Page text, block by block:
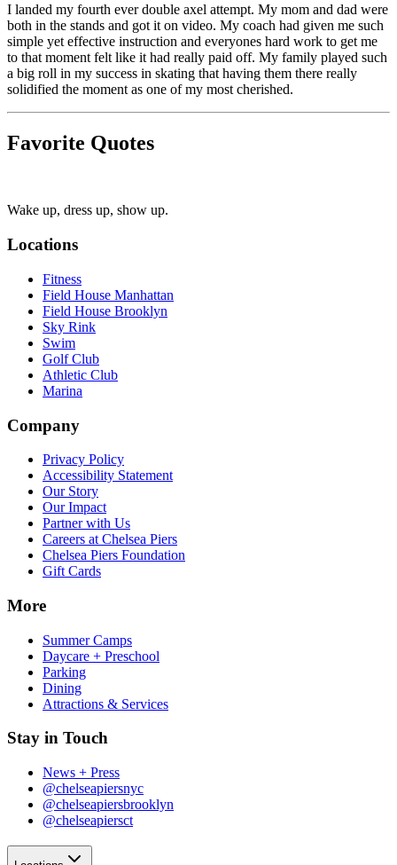
I landed my fourth ever double axel attempt. My mom and dad were
both in the stands and got it on video. My coach had given me such
simple yet effective instruction and everyones hard work to get me
to that moment felt like it had really paid off. My family played such
a big roll in my success in skating that having them there really
solidified the moment as one of my most cherished.​​​​‌ ‍ ​‍​‍‌‍ ‌ ​‍‌‍‍‌‌‍‌ ‌‍‍‌‌‍ ‍​‍​‍​ ‍‍​‍​‍‌ ​ ‌‍​‌‌‍ ‍‌‍‍‌‌ ‌​‌ ‍‌​‍ ‍‌‍‍‌‌‍ ​‍​‍​‍ ​​‍​‍‌‍‍​‌ ​‍‌‍‌‌‌‍‌‍​‍​‍​ ‍‍​‍​‍‌‍‍​‌ ‌​‌ ‌​‌ ​​‌ ​ ​ ‍‍​‍ ​‍ ‌‍​ ‌‍‍​‌‍‌‌‌‍ ​‌ ​ ‌‍‌‌‌‍​‌‌ ​​‌‍‍‌‌‍‌‌‌ ​‍‌ ​ ​‍ ‍‌ ​ ‌‍​‌‌‍ ‍‌‍‍‌‌ ‌​‌ ‍‌​‍ ‍‌ ​ ‌ ‌​‌ ‌‌‌‍‌​‌‍‍‌‌‍ ​‍ ‌‍‍‌‌‍ ‍‌ ‌​‌‍‌‌‌‍ ‍‌ ‌​​‍ ‌‍‌‌‌‍‌​‌‍‍‌‌ ‌​​‍ ‌‍ ‌‌‍ ‌‍‌​‌‍‌‌​ ‌‌ ​​‌ ​‍‌‍‌‌‌ ​ ‌‍‌‌‌‍ ‍‌ ‌​‌‍​‌‌ ‌​‌‍‍‌‌‍ ‌‍ ‍​ ‍ ‌‍‍‌‌‍‌​​ ‌​ ​‌​ ‍‌​ ‌‌​ ‌‌​ ‌‍​ ‌‍‌‍​‍​ ‌​​‍ ‌​ ‌​‌‍​‍​ ​​‌‍‌‌​‍ ‌​ ‌​​ ​ ​ ​‌‌‍‌‌​‍ ‌‌‍​‍‌‍​‍‌‍‌‌‌‍‌‍​‍ ‌‌‍​‌​ ​‍​ ‍‌​ ‍‌‌‍​‌​ ‍‌​ ​‍​ ​ ​ ​​‌‍​‌​ ​ ​ ‌ ​ ‍ ‌ ‌​‌ ‍‌‌ ​​‌‍‌‌​ ‌‌‍​ ‌‍ ‌‍​‌‌‍​ ‌‍‍​​ ‍ ‌ ​​‌‍​‌‌ ‌​‌‍‍​​ ‌‌ ​‍‌‍‍‌‌‍​ ‌‍‍​‌‌‌​‌‍‌‌‌ ‍​‌ ‌​​‍‌‌​ ‌‌‌​​‍‌‌ ‌‍‍ ‌‍‌‌‌ ‍‌​‍‌‌​ ​ ‌​‌​​‍‌‌​ ​ ‌​‌​​‍‌‌​ ​‍​ ​‍​ ‍​‌​​‌‌‌‌​‌‍​‌‌‍​‌‌​​ ‌ ‌‍‌​‌ ​‍‌‌​ ​‍​ ​‍​‍‌‌​ ‌‌‌​‌​​‍ ‍‌‍​ ‌‍‍​‌‍‍‌‌‍ ​‌‍‌​‌ ​‍‌‍‌‌‌‍ ‍​‍‌‌​ ‌‌‌​​‍‌‌ ‌‍‍ ‌‍‌‌‌ ‍‌​‍‌‌​ ​ ‌​‌​​‍‌‌​ ​ ‌​‌​​‍‌‌​ ​‍​ ​‍‌‍‍‍​ ‌ ‌‌‌‍‌ ‌ ‌‍​ ‌​ ‌​‌‌‌ ‍​​‍‌‌​ ​‍​ ​‍​‍‌‌​ ‌‌‌​‌​​‍ ‍‌ ‌​‌‍‌‌‌ ‍​‌ ‌​​ ‌‍​‍‌‍​‌‌ ​ ‌‍‌‌‌‌‌‌‌ ​‍‌‍ ​​ ‌‌‍‍​‌ ‌​‌ ‌​‌ ​​‌ ​ ​‍‌‌​ ​ ‌​​‌​‍‌‌​ ​‍‌​‌‍​‍‌‌​ ​‍‌​‌‍‌‍​ ‌‍‍​‌‍‌‌‌‍ ​‌ ​ ‌‍‌‌‌‍​‌‌ ​​‌‍‍‌‌‍‌‌‌ ​‍‌ ​ ​‍ ‍‌ ​ ‌‍​‌‌‍ ‍‌‍‍‌‌ ‌​‌ ‍‌​‍ ‍‌ ​ ‌ ‌​‌ ‌‌‌‍‌​‌‍‍‌‌‍ ​‍‌‍‌‍‍‌‌‍‌​​ ‌​ ​‌​ ‍‌​ ‌‌​ ‌‌​ ‌‍​ ‌‍‌‍​‍​ ‌​​‍ ‌​ ‌​‌‍​‍​ ​​‌‍‌‌​‍ ‌​ ‌​​ ​ ​ ​‌‌‍‌‌​‍ ‌‌‍​‍‌‍​‍‌‍‌‌‌‍‌‍​‍ ‌‌‍​‌​ ​‍​ ‍‌​ ‍‌‌‍​‌​ ‍‌​ ​‍​ ​ ​ ​​‌‍​‌​ ​ ​ ‌ ​‍‌‍‌ ‌​‌ ‍‌‌ ​​‌‍‌‌​ ‌‌‍​ ‌‍ ‌‍​‌‌‍​ ‌‍‍​​‍‌‍‌ ​​‌‍​‌‌ ‌​‌‍‍​​ ‌‌ ​‍‌‍‍‌‌‍​ ‌‍‍​‌‌‌​‌‍‌‌‌ ‍​‌ ‌​​‍‌‌​ ‌‌‌​​‍‌‌ ‌‍‍ ‌‍‌‌‌ ‍‌​‍‌‌​ ​ ‌​‌​​‍‌‌​ ​ ‌​‌​​‍‌‌​ ​‍​ ​‍​ ‍​‌​​‌‌‌‌​‌‍​‌‌‍​‌‌​​ ‌ ‌‍‌​‌ ​‍‌‌​ ​‍​ ​‍​‍‌‌​ ‌‌‌​‌​​‍ ‍‌‍​ ‌‍‍​‌‍‍‌‌‍ ​‌‍‌​‌ ​‍‌‍‌‌‌‍ ‍​‍‌‌​ ‌‌‌​​‍‌‌ ‌‍‍ ‌‍‌‌‌ ‍‌​‍‌‌​ ​ ‌​‌​​‍‌‌​ ​ ‌​‌​​‍‌‌​ ​‍​ ​‍‌‍‍‍​ ‌ ‌‌‌‍‌ ‌ ‌‍​ ‌​ ‌​‌‌‌ ‍​​‍‌‌​ ​‍​ ​‍​‍‌‌​ ‌‌‌​‌​​‍ ‍‌ ‌​‌‍‌‌‌ ‍​‌ ‌​​‍‌‍‌ ​​‌‍‌‌‌ ​‍‌ ​ ‌ ​​‌‍‌‌‌‍​ ‌ ‌​‌‍‍‌‌ ‌‍‌‍‌‌​ ‌‌ ​​‌ ‌‌‌‍​‍‌‍ ​‌‍‍‌‌ ​ ‌‍‍​‌‍‌‌‌‍‌​​‍​‍‌ ‌
Favorite Quotes
Wake up, dress up, show up.​​​​‌ ‍ ​‍​‍‌‍ ‌ ​‍‌‍‍‌‌‍‌ ‌‍‍‌‌‍ ‍​‍​‍​ ‍‍​‍​‍‌ ​ ‌‍​‌‌‍ ‍‌‍‍‌‌ ‌​‌ ‍‌​‍ ‍‌‍‍‌‌‍ ​‍​‍​‍ ​​‍​‍‌‍‍​‌ ​‍‌‍‌‌‌‍‌‍​‍​‍​ ‍‍​‍​‍‌‍‍​‌ ‌​‌ ‌​‌ ​​‌ ​ ​ ‍‍​‍ ​‍ ‌‍​ ‌‍‍​‌‍‌‌‌‍ ​‌ ​ ‌‍‌‌‌‍​‌‌ ​​‌‍‍‌‌‍‌‌‌ ​‍‌ ​ ​‍ ‍‌ ​ ‌‍​‌‌‍ ‍‌‍‍‌‌ ‌​‌ ‍‌​‍ ‍‌ ​ ‌ ‌​‌ ‌‌‌‍‌​‌‍‍‌‌‍ ​‍ ‌‍‍‌‌‍ ‍‌ ‌​‌‍‌‌‌‍ ‍‌ ‌​​‍ ‌‍‌‌‌‍‌​‌‍‍‌‌ ‌​​‍ ‌‍ ‌‌‍ ‌‍‌​‌‍‌‌​ ‌‌ ​​‌ ​‍‌‍‌‌‌ ​ ‌‍‌‌‌‍ ‍‌ ‌​‌‍​‌‌ ‌​‌‍‍‌‌‍ ‌‍ ‍​ ‍ ‌‍‍‌‌‍‌​​ ‌​ ​‌​ ‍‌​ ‌‌​ ‌‌​ ‌‍​ ‌‍‌‍​‍​ ‌​​‍ ‌​ ‌​‌‍​‍​ ​​‌‍‌‌​‍ ‌​ ‌​​ ​ ​ ​‌‌‍‌‌​‍ ‌‌‍​‍‌‍​‍‌‍‌‌‌‍‌‍​‍ ‌‌‍​‌​ ​‍​ ‍‌​ ‍‌‌‍​‌​ ‍‌​ ​‍​ ​ ​ ​​‌‍​‌​ ​ ​ ‌ ​ ‍ ‌ ‌​‌ ‍‌‌ ​​‌‍‌‌​ ‌‌‍​ ‌‍ ‌‍​‌‌‍​ ‌‍‍​​ ‍ ‌ ​​‌‍​‌‌ ‌​‌‍‍​​ ‌‌ ​‌‌ ‌‌‌‍ ‌ ‌​‌‍‌‌‌ ​ ​‍‌‌​ ‌‌‌​​‍‌‌ ‌‍‍ ‌‍‌‌‌ ‍‌​‍‌‌​ ​ ‌​‌​​‍‌‌​ ​ ‌​‌​​‍‌‌​ ​‍​ ​‍‌‌​‌‌​ ​‌‍‍‍‌​‍‌‌​‌​​ ‌‍‌​​ ‌‌‍‍​‍‌‌​ ​‍​ ​‍​‍‌‌​ ‌‌‌​‌​​‍ ‍‌ ​‌‌ ‌‌‌‍ ‌ ‌​‌‍‌‌​‍‌‌​ ‌‌‌​​‍‌‌ ‌‍‍ ‌‍‌‌‌ ‍‌​‍‌‌​ ​ ‌​‌​​‍‌‌​ ​ ‌​‌​​‍‌‌​ ​‍​ ​‍​ ‌‌​ ​‍‌‍ ‌​​‌​ ‌​‌‍‌‍‌ ‍‍‌​‍ ​‍‌‌​ ​‍​ ​‍​‍‌‌​ ‌‌‌​‌​​‍ ‍‌‍​ ‌‍‍​‌‍‍‌‌‍ ​‌‍‌​‌ ​‍‌‍‌‌‌‍ ‍​‍‌‌​ ‌‌‌​​‍‌‌ ‌‍‍ ‌‍‌‌‌ ‍‌​‍‌‌​ ​ ‌​‌​​‍‌‌​ ​ ‌​‌​​‍‌‌​ ​‍​ ​‍‌​ ‌‌‍ ‌​ ‌​‌‍‍​​ ‍​‌ ‌ ‌‍ ‌‌‍ ‍​‍‌‌​ ​‍​ ​‍​‍‌‌​ ‌‌‌​‌​​‍ ‍‌ ‌​‌‍‌‌‌ ‍​‌ ‌​​ ‌‍​‍‌‍​‌‌ ​ ‌‍‌‌‌‌‌‌‌ ​‍‌‍ ​​ ‌‌‍‍​‌ ‌​‌ ‌​‌ ​​‌ ​ ​‍‌‌​ ​ ‌​​‌​‍‌‌​ ​‍‌​‌‍​‍‌‌​ ​‍‌​‌‍‌‍​ ‌‍‍​‌‍‌‌‌‍ ​‌ ​ ‌‍‌‌‌‍​‌‌ ​​‌‍‍‌‌‍‌‌‌ ​‍‌ ​ ​‍ ‍‌ ​ ‌‍​‌‌‍ ‍‌‍‍‌‌ ‌​‌ ‍‌​‍ ‍‌ ​ ‌ ‌​‌ ‌‌‌‍‌​‌‍‍‌‌‍ ​‍‌‍‌‍‍‌‌‍‌​​ ‌​ ​‌​ ‍‌​ ‌‌​ ‌‌​ ‌‍​ ‌‍‌‍​‍​ ‌​​‍ ‌​ ‌​‌‍​‍​ ​​‌‍‌‌​‍ ‌​ ‌​​ ​ ​ ​‌‌‍‌‌​‍ ‌‌‍​‍‌‍​‍‌‍‌‌‌‍‌‍​‍ ‌‌‍​‌​ ​‍​ ‍‌​ ‍‌‌‍​‌​ ‍‌​ ​‍​ ​ ​ ​​‌‍​‌​ ​ ​ ‌ ​‍‌‍‌ ‌​‌ ‍‌‌ ​​‌‍‌‌​ ‌‌‍​ ‌‍ ‌‍​‌‌‍​ ‌‍‍​​‍‌‍‌ ​​‌‍​‌‌ ‌​‌‍‍​​ ‌‌ ​‌‌ ‌‌‌‍ ‌ ‌​‌‍‌‌‌ ​ ​‍‌‌​ ‌‌‌​​‍‌‌ ‌‍‍ ‌‍‌‌‌ ‍‌​‍‌‌​ ​ ‌​‌​​‍‌‌​ ​ ‌​‌​​‍‌‌​ ​‍​ ​‍‌‌​‌‌​ ​‌‍‍‍‌​‍‌‌​‌​​ ‌‍‌​​ ‌‌‍‍​‍‌‌​ ​‍​ ​‍​‍‌‌​ ‌‌‌​‌​​‍ ‍‌ ​‌‌ ‌‌‌‍ ‌ ‌​‌‍‌‌​‍‌‌​ ‌‌‌​​‍‌‌ ‌‍‍ ‌‍‌‌‌ ‍‌​‍‌‌​ ​ ‌​‌​​‍‌‌​ ​ ‌​‌​​‍‌‌​ ​‍​ ​‍​ ‌‌​ ​‍‌‍ ‌​​‌​ ‌​‌‍‌‍‌ ‍‍‌​‍ ​‍‌‌​ ​‍​ ​‍​‍‌‌​ ‌‌‌​‌​​‍ ‍‌‍​ ‌‍‍​‌‍‍‌‌‍ ​‌‍‌​‌ ​‍‌‍‌‌‌‍ ‍​‍‌‌​ ‌‌‌​​‍‌‌ ‌‍‍ ‌‍‌‌‌ ‍‌​‍‌‌​ ​ ‌​‌​​‍‌‌​ ​ ‌​‌​​‍‌‌​ ​‍​ ​‍‌​ ‌‌‍ ‌​ ‌​‌‍‍​​ ‍​‌ ‌ ‌‍ ‌‌‍ ‍​‍‌‌​ ​‍​ ​‍​‍‌‌​ ‌‌‌​‌​​‍ ‍‌ ‌​‌‍‌‌‌ ‍​‌ ‌​​‍‌‍‌ ​​‌‍‌‌‌ ​‍‌ ​ ‌ ​​‌‍‌‌‌‍​ ‌ ‌​‌‍‍‌‌ ‌‍‌‍‌‌​ ‌‌ ​​‌ ‌‌‌‍​‍‌‍ ​‌‍‍‌‌ ​ ‌‍‍​‌‍‌‌‌‍‌​​‍​‍‌ ‌
Locations​​​​‌ ‍ ​‍​‍‌‍ ‌ ​‍‌‍‍‌‌‍‌ ‌‍‍‌‌‍ ‍​‍​‍​ ‍‍​‍​‍‌ ​ ‌‍​‌‌‍ ‍‌‍‍‌‌ ‌​‌ ‍‌​‍ ‍‌‍‍‌‌‍ ​‍​‍​‍ ​​‍​‍‌‍‍​‌ ​‍‌‍‌‌‌‍‌‍​‍​‍​ ‍‍​‍​‍‌‍‍​‌ ‌​‌ ‌​‌ ​​‌ ​ ​ ‍‍​‍ ​‍ ‌‍​ ‌‍‍​‌‍‌‌‌‍ ​‌ ​ ‌‍‌‌‌‍​‌‌ ​​‌‍‍‌‌‍‌‌‌ ​‍‌ ​ ​‍ ‍‌ ​ ‌‍​‌‌‍ ‍‌‍‍‌‌ ‌​‌ ‍‌​‍ ‍‌ ​ ‌ ‌​‌ ‌‌‌‍‌​‌‍‍‌‌‍ ​‍ ‌‍‍‌‌‍ ‍‌ ‌​‌‍‌‌‌‍ ‍‌ ‌​​‍ ‌‍‌‌‌‍‌​‌‍‍‌‌ ‌​​‍ ‌‍ ‌‌‍ ‌‍‌​‌‍‌‌​ ‌‌ ​​‌ ​‍‌‍‌‌‌ ​ ‌‍‌‌‌‍ ‍‌ ‌​‌‍​‌‌ ‌​‌‍‍‌‌‍ ‌‍ ‍​ ‍ ‌‍‍‌‌‍‌​​ ‌‌‍‌‍‌‍ ‌‍ ‌ ‌​‌‍‌‌‌ ​‍​ ‍ ‌ ‌​‌ ‍‌‌ ​​‌‍‌‌​ ‌‌‍‌‍‌‍ ‌‍ ‌ ‌​‌‍‌‌‌ ​‍​ ‍ ‌ ​​‌‍​‌‌ ‌​‌‍‍​​ ‌‌‍​ ‌‍ ‌‍ ​‌ ‌‌‌‍ ‌‌‍ ‍‌ ​ ​‍‌‌​ ‌‌‌​​‍‌‌ ‌‍‍ ‌‍‌‌‌ ‍‌​‍‌‌​ ​ ‌​‌​​‍‌‌​ ​ ‌​‌​​‍‌‌​ ​‍​ ​‍‌‍‌‌‌‍​‍​ ​‍​ ‍​‌‍​ ​ ‌‌‌‍​ ‌‍​ ‌‍‌‌‌‍​‍‌‍​‌​ ​‌​‍‌‌​ ​‍​ ​‍​‍‌‌​ ‌‌‌​‌​​‍ ‍‌ ‌​‌‍‍‌‌ ‌​‌‍ ​‌‍‌‌​ ‌‍​‍‌‍​‌‌ ​ ‌‍‌‌‌‌‌‌‌ ​‍‌‍ ​​ ‌‌‍‍​‌ ‌​‌ ‌​‌ ​​‌ ​ ​‍‌‌​ ​ ‌​​‌​‍‌‌​ ​‍‌​‌‍​‍‌‌​ ​‍‌​‌‍‌‍​ ‌‍‍​‌‍‌‌‌‍ ​‌ ​ ‌‍‌‌‌‍​‌‌ ​​‌‍‍‌‌‍‌‌‌ ​‍‌ ​ ​‍ ‍‌ ​ ‌‍​‌‌‍ ‍‌‍‍‌‌ ‌​‌ ‍‌​‍ ‍‌ ​ ‌ ‌​‌ ‌‌‌‍‌​‌‍‍‌‌‍ ​‍‌‍‌‍‍‌‌‍‌​​ ‌‌‍‌‍‌‍ ‌‍ ‌ ‌​‌‍‌‌‌ ​‍​‍‌‍‌ ‌​‌ ‍‌‌ ​​‌‍‌‌​ ‌‌‍‌‍‌‍ ‌‍ ‌ ‌​‌‍‌‌‌ ​‍​‍‌‍‌ ​​‌‍​‌‌ ‌​‌‍‍​​ ‌‌‍​ ‌‍ ‌‍ ​‌ ‌‌‌‍ ‌‌‍ ‍‌ ​ ​‍‌‌​ ‌‌‌​​‍‌‌ ‌‍‍ ‌‍‌‌‌ ‍‌​‍‌‌​ ​ ‌​‌​​‍‌‌​ ​ ‌​‌​​‍‌‌​ ​‍​ ​‍‌‍‌‌‌‍​‍​ ​‍​ ‍​‌‍​ ​ ‌‌‌‍​ ‌‍​ ‌‍‌‌‌‍​‍‌‍​‌​ ​‌​‍‌‌​ ​‍​ ​‍​‍‌‌​ ‌‌‌​‌​​‍ ‍‌ ‌​‌‍‍‌‌ ‌​‌‍ ​‌‍‌‌​‍‌‍‌ ​​‌‍‌‌‌ ​‍‌ ​ ‌ ​​‌‍‌‌‌‍​ ‌ ‌​‌‍‍‌‌ ‌‍‌‍‌‌​ ‌‌ ​​‌ ‌‌‌‍​‍‌‍ ​‌‍‍‌‌ ​ ‌‍‍​‌‍‌‌‌‍‌​​‍​‍‌ ‌
Fitness​​​​‌ ‍ ​‍​‍‌‍ ‌ ​‍‌‍‍‌‌‍‌ ‌‍‍‌‌‍ ‍​‍​‍​ ‍‍​‍​‍‌ ​ ‌‍​‌‌‍ ‍‌‍‍‌‌ ‌​‌ ‍‌​‍ ‍‌‍‍‌‌‍ ​‍​‍​‍ ​​‍​‍‌‍‍​‌ ​‍‌‍‌‌‌‍‌‍​‍​‍​ ‍‍​‍​‍‌‍‍​‌ ‌​‌ ‌​‌ ​​‌ ​ ​ ‍‍​‍ ​‍ ‌‍​ ‌‍‍​‌‍‌‌‌‍ ​‌ ​ ‌‍‌‌‌‍​‌‌ ​​‌‍‍‌‌‍‌‌‌ ​‍‌ ​ ​‍ ‍‌ ​ ‌‍​‌‌‍ ‍‌‍‍‌‌ ‌​‌ ‍‌​‍ ‍‌ ​ ‌ ‌​‌ ‌‌‌‍‌​‌‍‍‌‌‍ ​‍ ‌‍‍‌‌‍ ‍‌ ‌​‌‍‌‌‌‍ ‍‌ ‌​​‍ ‌‍‌‌‌‍‌​‌‍‍‌‌ ‌​​‍ ‌‍ ‌‌‍ ‌‍‌​‌‍‌‌​ ‌‌ ​​‌ ​‍‌‍‌‌‌ ​ ‌‍‌‌‌‍ ‍‌ ‌​‌‍​‌‌ ‌​‌‍‍‌‌‍ ‌‍ ‍​ ‍ ‌‍‍‌‌‍‌​​ ‌‌‍‌‍‌‍ ‌‍ ‌ ‌​‌‍‌‌‌ ​‍​ ‍ ‌ ‌​‌ ‍‌‌ ​​‌‍‌‌​ ‌‌‍‌‍‌‍ ‌‍ ‌ ‌​‌‍‌‌‌ ​‍​ ‍ ‌ ​​‌‍​‌‌ ‌​‌‍‍​​ ‌‌‍​ ‌‍ ‌‍ ​‌ ‌‌‌‍ ‌‌‍ ‍‌ ​ ​‍‌‌​ ‌‌‌​​‍‌‌ ‌‍‍ ‌‍‌‌‌ ‍‌​‍‌‌​ ​ ‌​‌​​‍‌‌​ ​ ‌​‌​​‍‌‌​ ​‍​ ​‍‌‍‌‌‌‍​‍​ ​‍​ ‍​‌‍​ ​ ‌‌‌‍​ ‌‍​ ‌‍‌‌‌‍​‍‌‍​‌​ ​‌​‍‌‌​ ​‍​ ​‍​‍‌‌​ ‌‌‌​‌​​‍ ‍‌‍ ​‌‍‍‌‌‍ ‍‌‍‍ ‌ ​ ​‍‌‌​ ‌‌‌​​‍‌‌ ‌‍‍ ‌‍‌‌‌ ‍‌​‍‌‌​ ​ ‌​‌​​‍‌‌​ ​ ‌​‌​​‍‌‌​ ​‍​ ​‍​ ​‍​ ​ ​ ​ ‌‍​ ‌‍‌‌​ ‍​​ ‌‍​ ​‌​ ‌​‌‍​‌‌‍​ ​ ‍‌​‍‌‌​ ​‍​ ​‍​‍‌‌​ ‌‌‌​‌​​‍ ‍‌‍ ‍‌‍​‌‌‍ ‌‌‍‌‌​ ‌‍​‍‌‍​‌‌ ​ ‌‍‌‌‌‌‌‌‌ ​‍‌‍ ​​ ‌‌‍‍​‌ ‌​‌ ‌​‌ ​​‌ ​ ​‍‌‌​ ​ ‌​​‌​‍‌‌​ ​‍‌​‌‍​‍‌‌​ ​‍‌​‌‍‌‍​ ‌‍‍​‌‍‌‌‌‍ ​‌ ​ ‌‍‌‌‌‍​‌‌ ​​‌‍‍‌‌‍‌‌‌ ​‍‌ ​ ​‍ ‍‌ ​ ‌‍​‌‌‍ ‍‌‍‍‌‌ ‌​‌ ‍‌​‍ ‍‌ ​ ‌ ‌​‌ ‌‌‌‍‌​‌‍‍‌‌‍ ​‍‌‍‌‍‍‌‌‍‌​​ ‌‌‍‌‍‌‍ ‌‍ ‌ ‌​‌‍‌‌‌ ​‍​‍‌‍‌ ‌​‌ ‍‌‌ ​​‌‍‌‌​ ‌‌‍‌‍‌‍ ‌‍ ‌ ‌​‌‍‌‌‌ ​‍​‍‌‍‌ ​​‌‍​‌‌ ‌​‌‍‍​​ ‌‌‍​ ‌‍ ‌‍ ​‌ ‌‌‌‍ ‌‌‍ ‍‌ ​ ​‍‌‌​ ‌‌‌​​‍‌‌ ‌‍‍ ‌‍‌‌‌ ‍‌​‍‌‌​ ​ ‌​‌​​‍‌‌​ ​ ‌​‌​​‍‌‌​ ​‍​ ​‍‌‍‌‌‌‍​‍​ ​‍​ ‍​‌‍​ ​ ‌‌‌‍​ ‌‍​ ‌‍‌‌‌‍​‍‌‍​‌​ ​‌​‍‌‌​ ​‍​ ​‍​‍‌‌​ ‌‌‌​‌​​‍ ‍‌‍ ​‌‍‍‌‌‍ ‍‌‍‍ ‌ ​ ​‍‌‌​ ‌‌‌​​‍‌‌ ‌‍‍ ‌‍‌‌‌ ‍‌​‍‌‌​ ​ ‌​‌​​‍‌‌​ ​ ‌​‌​​‍‌‌​ ​‍​ ​‍​ ​‍​ ​ ​ ​ ‌‍​ ‌‍‌‌​ ‍​​ ‌‍​ ​‌​ ‌​‌‍​‌‌‍​ ​ ‍‌​‍‌‌​ ​‍​ ​‍​‍‌‌​ ‌‌‌​‌​​‍ ‍‌‍ ‍‌‍​‌‌‍ ‌‌‍‌‌​‍‌‍‌ ​​‌‍‌‌‌ ​‍‌ ​ ‌ ​​‌‍‌‌‌‍​ ‌ ‌​‌‍‍‌‌ ‌‍‌‍‌‌​ ‌‌ ​​‌ ‌‌‌‍​‍‌‍ ​‌‍‍‌‌ ​ ‌‍‍​‌‍‌‌‌‍‌​​‍​‍‌ ‌
Field House Manhattan​​​​‌ ‍ ​‍​‍‌‍ ‌ ​‍‌‍‍‌‌‍‌ ‌‍‍‌‌‍ ‍​‍​‍​ ‍‍​‍​‍‌ ​ ‌‍​‌‌‍ ‍‌‍‍‌‌ ‌​‌ ‍‌​‍ ‍‌‍‍‌‌‍ ​‍​‍​‍ ​​‍​‍‌‍‍​‌ ​‍‌‍‌‌‌‍‌‍​‍​‍​ ‍‍​‍​‍‌‍‍​‌ ‌​‌ ‌​‌ ​​‌ ​ ​ ‍‍​‍ ​‍ ‌‍​ ‌‍‍​‌‍‌‌‌‍ ​‌ ​ ‌‍‌‌‌‍​‌‌ ​​‌‍‍‌‌‍‌‌‌ ​‍‌ ​ ​‍ ‍‌ ​ ‌‍​‌‌‍ ‍‌‍‍‌‌ ‌​‌ ‍‌​‍ ‍‌ ​ ‌ ‌​‌ ‌‌‌‍‌​‌‍‍‌‌‍ ​‍ ‌‍‍‌‌‍ ‍‌ ‌​‌‍‌‌‌‍ ‍‌ ‌​​‍ ‌‍‌‌‌‍‌​‌‍‍‌‌ ‌​​‍ ‌‍ ‌‌‍ ‌‍‌​‌‍‌‌​ ‌‌ ​​‌ ​‍‌‍‌‌‌ ​ ‌‍‌‌‌‍ ‍‌ ‌​‌‍​‌‌ ‌​‌‍‍‌‌‍ ‌‍ ‍​ ‍ ‌‍‍‌‌‍‌​​ ‌‌‍‌‍‌‍ ‌‍ ‌ ‌​‌‍‌‌‌ ​‍​ ‍ ‌ ‌​‌ ‍‌‌ ​​‌‍‌‌​ ‌‌‍‌‍‌‍ ‌‍ ‌ ‌​‌‍‌‌‌ ​‍​ ‍ ‌ ​​‌‍​‌‌ ‌​‌‍‍​​ ‌‌‍​ ‌‍ ‌‍ ​‌ ‌‌‌‍ ‌‌‍ ‍‌ ​ ​‍‌‌​ ‌‌‌​​‍‌‌ ‌‍‍ ‌‍‌‌‌ ‍‌​‍‌‌​ ​ ‌​‌​​‍‌‌​ ​ ‌​‌​​‍‌‌​ ​‍​ ​‍‌‍‌‌‌‍​‍​ ​‍​ ‍​‌‍​ ​ ‌‌‌‍​ ‌‍​ ‌‍‌‌‌‍​‍‌‍​‌​ ​‌​‍‌‌​ ​‍​ ​‍​‍‌‌​ ‌‌‌​‌​​‍ ‍‌‍ ​‌‍‍‌‌‍ ‍‌‍‍ ‌ ​ ​‍‌‌​ ‌‌‌​​‍‌‌ ‌‍‍ ‌‍‌‌‌ ‍‌​‍‌‌​ ​ ‌​‌​​‍‌‌​ ​ ‌​‌​​‍‌‌​ ​‍​ ​‍​ ​‌​ ​ ​ ​‌‌‍​‍​ ​​​ ​‌‌‍​‌​ ‌ ​ ​‍​ ​‍​ ‌‍​ ‌​​‍‌‌​ ​‍​ ​‍​‍‌‌​ ‌‌‌​‌​​‍ ‍‌‍ ‍‌‍​‌‌‍ ‌‌‍‌‌​ ‌‍​‍‌‍​‌‌ ​ ‌‍‌‌‌‌‌‌‌ ​‍‌‍ ​​ ‌‌‍‍​‌ ‌​‌ ‌​‌ ​​‌ ​ ​‍‌‌​ ​ ‌​​‌​‍‌‌​ ​‍‌​‌‍​‍‌‌​ ​‍‌​‌‍‌‍​ ‌‍‍​‌‍‌‌‌‍ ​‌ ​ ‌‍‌‌‌‍​‌‌ ​​‌‍‍‌‌‍‌‌‌ ​‍‌ ​ ​‍ ‍‌ ​ ‌‍​‌‌‍ ‍‌‍‍‌‌ ‌​‌ ‍‌​‍ ‍‌ ​ ‌ ‌​‌ ‌‌‌‍‌​‌‍‍‌‌‍ ​‍‌‍‌‍‍‌‌‍‌​​ ‌‌‍‌‍‌‍ ‌‍ ‌ ‌​‌‍‌‌‌ ​‍​‍‌‍‌ ‌​‌ ‍‌‌ ​​‌‍‌‌​ ‌‌‍‌‍‌‍ ‌‍ ‌ ‌​‌‍‌‌‌ ​‍​‍‌‍‌ ​​‌‍​‌‌ ‌​‌‍‍​​ ‌‌‍​ ‌‍ ‌‍ ​‌ ‌‌‌‍ ‌‌‍ ‍‌ ​ ​‍‌‌​ ‌‌‌​​‍‌‌ ‌‍‍ ‌‍‌‌‌ ‍‌​‍‌‌​ ​ ‌​‌​​‍‌‌​ ​ ‌​‌​​‍‌‌​ ​‍​ ​‍‌‍‌‌‌‍​‍​ ​‍​ ‍​‌‍​ ​ ‌‌‌‍​ ‌‍​ ‌‍‌‌‌‍​‍‌‍​‌​ ​‌​‍‌‌​ ​‍​ ​‍​‍‌‌​ ‌‌‌​‌​​‍ ‍‌‍ ​‌‍‍‌‌‍ ‍‌‍‍ ‌ ​ ​‍‌‌​ ‌‌‌​​‍‌‌ ‌‍‍ ‌‍‌‌‌ ‍‌​‍‌‌​ ​ ‌​‌​​‍‌‌​ ​ ‌​‌​​‍‌‌​ ​‍​ ​‍​ ​‌​ ​ ​ ​‌‌‍​‍​ ​​​ ​‌‌‍​‌​ ‌ ​ ​‍​ ​‍​ ‌‍​ ‌​​‍‌‌​ ​‍​ ​‍​‍‌‌​ ‌‌‌​‌​​‍ ‍‌‍ ‍‌‍​‌‌‍ ‌‌‍‌‌​‍‌‍‌ ​​‌‍‌‌‌ ​‍‌ ​ ‌ ​​‌‍‌‌‌‍​ ‌ ‌​‌‍‍‌‌ ‌‍‌‍‌‌​ ‌‌ ​​‌ ‌‌‌‍​‍‌‍ ​‌‍‍‌‌ ​ ‌‍‍​‌‍‌‌‌‍‌​​‍​‍‌ ‌
Field House Brooklyn​​​​‌ ‍ ​‍​‍‌‍ ‌ ​‍‌‍‍‌‌‍‌ ‌‍‍‌‌‍ ‍​‍​‍​ ‍‍​‍​‍‌ ​ ‌‍​‌‌‍ ‍‌‍‍‌‌ ‌​‌ ‍‌​‍ ‍‌‍‍‌‌‍ ​‍​‍​‍ ​​‍​‍‌‍‍​‌ ​‍‌‍‌‌‌‍‌‍​‍​‍​ ‍‍​‍​‍‌‍‍​‌ ‌​‌ ‌​‌ ​​‌ ​ ​ ‍‍​‍ ​‍ ‌‍​ ‌‍‍​‌‍‌‌‌‍ ​‌ ​ ‌‍‌‌‌‍​‌‌ ​​‌‍‍‌‌‍‌‌‌ ​‍‌ ​ ​‍ ‍‌ ​ ‌‍​‌‌‍ ‍‌‍‍‌‌ ‌​‌ ‍‌​‍ ‍‌ ​ ‌ ‌​‌ ‌‌‌‍‌​‌‍‍‌‌‍ ​‍ ‌‍‍‌‌‍ ‍‌ ‌​‌‍‌‌‌‍ ‍‌ ‌​​‍ ‌‍‌‌‌‍‌​‌‍‍‌‌ ‌​​‍ ‌‍ ‌‌‍ ‌‍‌​‌‍‌‌​ ‌‌ ​​‌ ​‍‌‍‌‌‌ ​ ‌‍‌‌‌‍ ‍‌ ‌​‌‍​‌‌ ‌​‌‍‍‌‌‍ ‌‍ ‍​ ‍ ‌‍‍‌‌‍‌​​ ‌‌‍‌‍‌‍ ‌‍ ‌ ‌​‌‍‌‌‌ ​‍​ ‍ ‌ ‌​‌ ‍‌‌ ​​‌‍‌‌​ ‌‌‍‌‍‌‍ ‌‍ ‌ ‌​‌‍‌‌‌ ​‍​ ‍ ‌ ​​‌‍​‌‌ ‌​‌‍‍​​ ‌‌‍​ ‌‍ ‌‍ ​‌ ‌‌‌‍ ‌‌‍ ‍‌ ​ ​‍‌‌​ ‌‌‌​​‍‌‌ ‌‍‍ ‌‍‌‌‌ ‍‌​‍‌‌​ ​ ‌​‌​​‍‌‌​ ​ ‌​‌​​‍‌‌​ ​‍​ ​‍‌‍‌‌‌‍​‍​ ​‍​ ‍​‌‍​ ​ ‌‌‌‍​ ‌‍​ ‌‍‌‌‌‍​‍‌‍​‌​ ​‌​‍‌‌​ ​‍​ ​‍​‍‌‌​ ‌‌‌​‌​​‍ ‍‌‍ ​‌‍‍‌‌‍ ‍‌‍‍ ‌ ​ ​‍‌‌​ ‌‌‌​​‍‌‌ ‌‍‍ ‌‍‌‌‌ ‍‌​‍‌‌​ ​ ‌​‌​​‍‌‌​ ​ ‌​‌​​‍‌‌​ ​‍​ ​‍​ ‌‍​ ‍​​ ‌ ‌‍‌​​ ​‌​ ​‍​ ‌‌​ ‌‍​ ​‍​ ​‌‌‍​ ​ ​‌​‍‌‌​ ​‍​ ​‍​‍‌‌​ ‌‌‌​‌​​‍ ‍‌‍ ‍‌‍​‌‌‍ ‌‌‍‌‌​ ‌‍​‍‌‍​‌‌ ​ ‌‍‌‌‌‌‌‌‌ ​‍‌‍ ​​ ‌‌‍‍​‌ ‌​‌ ‌​‌ ​​‌ ​ ​‍‌‌​ ​ ‌​​‌​‍‌‌​ ​‍‌​‌‍​‍‌‌​ ​‍‌​‌‍‌‍​ ‌‍‍​‌‍‌‌‌‍ ​‌ ​ ‌‍‌‌‌‍​‌‌ ​​‌‍‍‌‌‍‌‌‌ ​‍‌ ​ ​‍ ‍‌ ​ ‌‍​‌‌‍ ‍‌‍‍‌‌ ‌​‌ ‍‌​‍ ‍‌ ​ ‌ ‌​‌ ‌‌‌‍‌​‌‍‍‌‌‍ ​‍‌‍‌‍‍‌‌‍‌​​ ‌‌‍‌‍‌‍ ‌‍ ‌ ‌​‌‍‌‌‌ ​‍​‍‌‍‌ ‌​‌ ‍‌‌ ​​‌‍‌‌​ ‌‌‍‌‍‌‍ ‌‍ ‌ ‌​‌‍‌‌‌ ​‍​‍‌‍‌ ​​‌‍​‌‌ ‌​‌‍‍​​ ‌‌‍​ ‌‍ ‌‍ ​‌ ‌‌‌‍ ‌‌‍ ‍‌ ​ ​‍‌‌​ ‌‌‌​​‍‌‌ ‌‍‍ ‌‍‌‌‌ ‍‌​‍‌‌​ ​ ‌​‌​​‍‌‌​ ​ ‌​‌​​‍‌‌​ ​‍​ ​‍‌‍‌‌‌‍​‍​ ​‍​ ‍​‌‍​ ​ ‌‌‌‍​ ‌‍​ ‌‍‌‌‌‍​‍‌‍​‌​ ​‌​‍‌‌​ ​‍​ ​‍​‍‌‌​ ‌‌‌​‌​​‍ ‍‌‍ ​‌‍‍‌‌‍ ‍‌‍‍ ‌ ​ ​‍‌‌​ ‌‌‌​​‍‌‌ ‌‍‍ ‌‍‌‌‌ ‍‌​‍‌‌​ ​ ‌​‌​​‍‌‌​ ​ ‌​‌​​‍‌‌​ ​‍​ ​‍​ ‌‍​ ‍​​ ‌ ‌‍‌​​ ​‌​ ​‍​ ‌‌​ ‌‍​ ​‍​ ​‌‌‍​ ​ ​‌​‍‌‌​ ​‍​ ​‍​‍‌‌​ ‌‌‌​‌​​‍ ‍‌‍ ‍‌‍​‌‌‍ ‌‌‍‌‌​‍‌‍‌ ​​‌‍‌‌‌ ​‍‌ ​ ‌ ​​‌‍‌‌‌‍​ ‌ ‌​‌‍‍‌‌ ‌‍‌‍‌‌​ ‌‌ ​​‌ ‌‌‌‍​‍‌‍ ​‌‍‍‌‌ ​ ‌‍‍​‌‍‌‌‌‍‌​​‍​‍‌ ‌
Sky Rink​​​​‌ ‍ ​‍​‍‌‍ ‌ ​‍‌‍‍‌‌‍‌ ‌‍‍‌‌‍ ‍​‍​‍​ ‍‍​‍​‍‌ ​ ‌‍​‌‌‍ ‍‌‍‍‌‌ ‌​‌ ‍‌​‍ ‍‌‍‍‌‌‍ ​‍​‍​‍ ​​‍​‍‌‍‍​‌ ​‍‌‍‌‌‌‍‌‍​‍​‍​ ‍‍​‍​‍‌‍‍​‌ ‌​‌ ‌​‌ ​​‌ ​ ​ ‍‍​‍ ​‍ ‌‍​ ‌‍‍​‌‍‌‌‌‍ ​‌ ​ ‌‍‌‌‌‍​‌‌ ​​‌‍‍‌‌‍‌‌‌ ​‍‌ ​ ​‍ ‍‌ ​ ‌‍​‌‌‍ ‍‌‍‍‌‌ ‌​‌ ‍‌​‍ ‍‌ ​ ‌ ‌​‌ ‌‌‌‍‌​‌‍‍‌‌‍ ​‍ ‌‍‍‌‌‍ ‍‌ ‌​‌‍‌‌‌‍ ‍‌ ‌​​‍ ‌‍‌‌‌‍‌​‌‍‍‌‌ ‌​​‍ ‌‍ ‌‌‍ ‌‍‌​‌‍‌‌​ ‌‌ ​​‌ ​‍‌‍‌‌‌ ​ ‌‍‌‌‌‍ ‍‌ ‌​‌‍​‌‌ ‌​‌‍‍‌‌‍ ‌‍ ‍​ ‍ ‌‍‍‌‌‍‌​​ ‌‌‍‌‍‌‍ ‌‍ ‌ ‌​‌‍‌‌‌ ​‍​ ‍ ‌ ‌​‌ ‍‌‌ ​​‌‍‌‌​ ‌‌‍‌‍‌‍ ‌‍ ‌ ‌​‌‍‌‌‌ ​‍​ ‍ ‌ ​​‌‍​‌‌ ‌​‌‍‍​​ ‌‌‍​ ‌‍ ‌‍ ​‌ ‌‌‌‍ ‌‌‍ ‍‌ ​ ​‍‌‌​ ‌‌‌​​‍‌‌ ‌‍‍ ‌‍‌‌‌ ‍‌​‍‌‌​ ​ ‌​‌​​‍‌‌​ ​ ‌​‌​​‍‌‌​ ​‍​ ​‍‌‍‌‌‌‍​‍​ ​‍​ ‍​‌‍​ ​ ‌‌‌‍​ ‌‍​ ‌‍‌‌‌‍​‍‌‍​‌​ ​‌​‍‌‌​ ​‍​ ​‍​‍‌‌​ ‌‌‌​‌​​‍ ‍‌‍ ​‌‍‍‌‌‍ ‍‌‍‍ ‌ ​ ​‍‌‌​ ‌‌‌​​‍‌‌ ‌‍‍ ‌‍‌‌‌ ‍‌​‍‌‌​ ​ ‌​‌​​‍‌‌​ ​ ‌​‌​​‍‌‌​ ​‍​ ​‍​ ‌​​ ‌ ‌‍‌‍‌‍‌‍​ ​​​ ‌‍​ ‌‌​ ‌​‌‍‌​‌‍‌​​ ​‌‌‍​‍​‍‌‌​ ​‍​ ​‍​‍‌‌​ ‌‌‌​‌​​‍ ‍‌‍ ‍‌‍​‌‌‍ ‌‌‍‌‌​ ‌‍​‍‌‍​‌‌ ​ ‌‍‌‌‌‌‌‌‌ ​‍‌‍ ​​ ‌‌‍‍​‌ ‌​‌ ‌​‌ ​​‌ ​ ​‍‌‌​ ​ ‌​​‌​‍‌‌​ ​‍‌​‌‍​‍‌‌​ ​‍‌​‌‍‌‍​ ‌‍‍​‌‍‌‌‌‍ ​‌ ​ ‌‍‌‌‌‍​‌‌ ​​‌‍‍‌‌‍‌‌‌ ​‍‌ ​ ​‍ ‍‌ ​ ‌‍​‌‌‍ ‍‌‍‍‌‌ ‌​‌ ‍‌​‍ ‍‌ ​ ‌ ‌​‌ ‌‌‌‍‌​‌‍‍‌‌‍ ​‍‌‍‌‍‍‌‌‍‌​​ ‌‌‍‌‍‌‍ ‌‍ ‌ ‌​‌‍‌‌‌ ​‍​‍‌‍‌ ‌​‌ ‍‌‌ ​​‌‍‌‌​ ‌‌‍‌‍‌‍ ‌‍ ‌ ‌​‌‍‌‌‌ ​‍​‍‌‍‌ ​​‌‍​‌‌ ‌​‌‍‍​​ ‌‌‍​ ‌‍ ‌‍ ​‌ ‌‌‌‍ ‌‌‍ ‍‌ ​ ​‍‌‌​ ‌‌‌​​‍‌‌ ‌‍‍ ‌‍‌‌‌ ‍‌​‍‌‌​ ​ ‌​‌​​‍‌‌​ ​ ‌​‌​​‍‌‌​ ​‍​ ​‍‌‍‌‌‌‍​‍​ ​‍​ ‍​‌‍​ ​ ‌‌‌‍​ ‌‍​ ‌‍‌‌‌‍​‍‌‍​‌​ ​‌​‍‌‌​ ​‍​ ​‍​‍‌‌​ ‌‌‌​‌​​‍ ‍‌‍ ​‌‍‍‌‌‍ ‍‌‍‍ ‌ ​ ​‍‌‌​ ‌‌‌​​‍‌‌ ‌‍‍ ‌‍‌‌‌ ‍‌​‍‌‌​ ​ ‌​‌​​‍‌‌​ ​ ‌​‌​​‍‌‌​ ​‍​ ​‍​ ‌​​ ‌ ‌‍‌‍‌‍‌‍​ ​​​ ‌‍​ ‌‌​ ‌​‌‍‌​‌‍‌​​ ​‌‌‍​‍​‍‌‌​ ​‍​ ​‍​‍‌‌​ ‌‌‌​‌​​‍ ‍‌‍ ‍‌‍​‌‌‍ ‌‌‍‌‌​‍‌‍‌ ​​‌‍‌‌‌ ​‍‌ ​ ‌ ​​‌‍‌‌‌‍​ ‌ ‌​‌‍‍‌‌ ‌‍‌‍‌‌​ ‌‌ ​​‌ ‌‌‌‍​‍‌‍ ​‌‍‍‌‌ ​ ‌‍‍​‌‍‌‌‌‍‌​​‍​‍‌ ‌
Swim​​​​‌ ‍ ​‍​‍‌‍ ‌ ​‍‌‍‍‌‌‍‌ ‌‍‍‌‌‍ ‍​‍​‍​ ‍‍​‍​‍‌ ​ ‌‍​‌‌‍ ‍‌‍‍‌‌ ‌​‌ ‍‌​‍ ‍‌‍‍‌‌‍ ​‍​‍​‍ ​​‍​‍‌‍‍​‌ ​‍‌‍‌‌‌‍‌‍​‍​‍​ ‍‍​‍​‍‌‍‍​‌ ‌​‌ ‌​‌ ​​‌ ​ ​ ‍‍​‍ ​‍ ‌‍​ ‌‍‍​‌‍‌‌‌‍ ​‌ ​ ‌‍‌‌‌‍​‌‌ ​​‌‍‍‌‌‍‌‌‌ ​‍‌ ​ ​‍ ‍‌ ​ ‌‍​‌‌‍ ‍‌‍‍‌‌ ‌​‌ ‍‌​‍ ‍‌ ​ ‌ ‌​‌ ‌‌‌‍‌​‌‍‍‌‌‍ ​‍ ‌‍‍‌‌‍ ‍‌ ‌​‌‍‌‌‌‍ ‍‌ ‌​​‍ ‌‍‌‌‌‍‌​‌‍‍‌‌ ‌​​‍ ‌‍ ‌‌‍ ‌‍‌​‌‍‌‌​ ‌‌ ​​‌ ​‍‌‍‌‌‌ ​ ‌‍‌‌‌‍ ‍‌ ‌​‌‍​‌‌ ‌​‌‍‍‌‌‍ ‌‍ ‍​ ‍ ‌‍‍‌‌‍‌​​ ‌‌‍‌‍‌‍ ‌‍ ‌ ‌​‌‍‌‌‌ ​‍​ ‍ ‌ ‌​‌ ‍‌‌ ​​‌‍‌‌​ ‌‌‍‌‍‌‍ ‌‍ ‌ ‌​‌‍‌‌‌ ​‍​ ‍ ‌ ​​‌‍​‌‌ ‌​‌‍‍​​ ‌‌‍​ ‌‍ ‌‍ ​‌ ‌‌‌‍ ‌‌‍ ‍‌ ​ ​‍‌‌​ ‌‌‌​​‍‌‌ ‌‍‍ ‌‍‌‌‌ ‍‌​‍‌‌​ ​ ‌​‌​​‍‌‌​ ​ ‌​‌​​‍‌‌​ ​‍​ ​‍‌‍‌‌‌‍​‍​ ​‍​ ‍​‌‍​ ​ ‌‌‌‍​ ‌‍​ ‌‍‌‌‌‍​‍‌‍​‌​ ​‌​‍‌‌​ ​‍​ ​‍​‍‌‌​ ‌‌‌​‌​​‍ ‍‌‍ ​‌‍‍‌‌‍ ‍‌‍‍ ‌ ​ ​‍‌‌​ ‌‌‌​​‍‌‌ ‌‍‍ ‌‍‌‌‌ ‍‌​‍‌‌​ ​ ‌​‌​​‍‌‌​ ​ ‌​‌​​‍‌‌​ ​‍​ ​‍‌‍‌‍‌‍‌‍​ ​​​ ‌‌​ ‌‌​ ‌​​ ​‍‌‍​ ​ ​‌​ ​ ‌‍​ ‌‍​‌‌‍​ ‌‍‌‌​ ‌‍​ ​‌​ ​ ‌‍​ ‌‍​‍​ ‌​​ ‍​‌‍‌​​ ‍​​ ‌‍​ ‌‌‌‍​‍​ ‌​​ ‌​​ ​‌​ ‍‌​ ‍‌‌‍​ ​‍‌‌​ ​‍​ ​‍​‍‌‌​ ‌‌‌​‌​​‍ ‍‌‍ ‍‌‍​‌‌‍ ‌‌‍‌‌​ ‌‍​‍‌‍​‌‌ ​ ‌‍‌‌‌‌‌‌‌ ​‍‌‍ ​​ ‌‌‍‍​‌ ‌​‌ ‌​‌ ​​‌ ​ ​‍‌‌​ ​ ‌​​‌​‍‌‌​ ​‍‌​‌‍​‍‌‌​ ​‍‌​‌‍‌‍​ ‌‍‍​‌‍‌‌‌‍ ​‌ ​ ‌‍‌‌‌‍​‌‌ ​​‌‍‍‌‌‍‌‌‌ ​‍‌ ​ ​‍ ‍‌ ​ ‌‍​‌‌‍ ‍‌‍‍‌‌ ‌​‌ ‍‌​‍ ‍‌ ​ ‌ ‌​‌ ‌‌‌‍‌​‌‍‍‌‌‍ ​‍‌‍‌‍‍‌‌‍‌​​ ‌‌‍‌‍‌‍ ‌‍ ‌ ‌​‌‍‌‌‌ ​‍​‍‌‍‌ ‌​‌ ‍‌‌ ​​‌‍‌‌​ ‌‌‍‌‍‌‍ ‌‍ ‌ ‌​‌‍‌‌‌ ​‍​‍‌‍‌ ​​‌‍​‌‌ ‌​‌‍‍​​ ‌‌‍​ ‌‍ ‌‍ ​‌ ‌‌‌‍ ‌‌‍ ‍‌ ​ ​‍‌‌​ ‌‌‌​​‍‌‌ ‌‍‍ ‌‍‌‌‌ ‍‌​‍‌‌​ ​ ‌​‌​​‍‌‌​ ​ ‌​‌​​‍‌‌​ ​‍​ ​‍‌‍‌‌‌‍​‍​ ​‍​ ‍​‌‍​ ​ ‌‌‌‍​ ‌‍​ ‌‍‌‌‌‍​‍‌‍​‌​ ​‌​‍‌‌​ ​‍​ ​‍​‍‌‌​ ‌‌‌​‌​​‍ ‍‌‍ ​‌‍‍‌‌‍ ‍‌‍‍ ‌ ​ ​‍‌‌​ ‌‌‌​​‍‌‌ ‌‍‍ ‌‍‌‌‌ ‍‌​‍‌‌​ ​ ‌​‌​​‍‌‌​ ​ ‌​‌​​‍‌‌​ ​‍​ ​‍‌‍‌‍‌‍‌‍​ ​​​ ‌‌​ ‌‌​ ‌​​ ​‍‌‍​ ​ ​‌​ ​ ‌‍​ ‌‍​‌‌‍​ ‌‍‌‌​ ‌‍​ ​‌​ ​ ‌‍​ ‌‍​‍​ ‌​​ ‍​‌‍‌​​ ‍​​ ‌‍​ ‌‌‌‍​‍​ ‌​​ ‌​​ ​‌​ ‍‌​ ‍‌‌‍​ ​‍‌‌​ ​‍​ ​‍​‍‌‌​ ‌‌‌​‌​​‍ ‍‌‍ ‍‌‍​‌‌‍ ‌‌‍‌‌​‍‌‍‌ ​​‌‍‌‌‌ ​‍‌ ​ ‌ ​​‌‍‌‌‌‍​ ‌ ‌​‌‍‍‌‌ ‌‍‌‍‌‌​ ‌‌ ​​‌ ‌‌‌‍​‍‌‍ ​‌‍‍‌‌ ​ ‌‍‍​‌‍‌‌‌‍‌​​‍​‍‌ ‌
Golf Club​​​​‌ ‍ ​‍​‍‌‍ ‌ ​‍‌‍‍‌‌‍‌ ‌‍‍‌‌‍ ‍​‍​‍​ ‍‍​‍​‍‌ ​ ‌‍​‌‌‍ ‍‌‍‍‌‌ ‌​‌ ‍‌​‍ ‍‌‍‍‌‌‍ ​‍​‍​‍ ​​‍​‍‌‍‍​‌ ​‍‌‍‌‌‌‍‌‍​‍​‍​ ‍‍​‍​‍‌‍‍​‌ ‌​‌ ‌​‌ ​​‌ ​ ​ ‍‍​‍ ​‍ ‌‍​ ‌‍‍​‌‍‌‌‌‍ ​‌ ​ ‌‍‌‌‌‍​‌‌ ​​‌‍‍‌‌‍‌‌‌ ​‍‌ ​ ​‍ ‍‌ ​ ‌‍​‌‌‍ ‍‌‍‍‌‌ ‌​‌ ‍‌​‍ ‍‌ ​ ‌ ‌​‌ ‌‌‌‍‌​‌‍‍‌‌‍ ​‍ ‌‍‍‌‌‍ ‍‌ ‌​‌‍‌‌‌‍ ‍‌ ‌​​‍ ‌‍‌‌‌‍‌​‌‍‍‌‌ ‌​​‍ ‌‍ ‌‌‍ ‌‍‌​‌‍‌‌​ ‌‌ ​​‌ ​‍‌‍‌‌‌ ​ ‌‍‌‌‌‍ ‍‌ ‌​‌‍​‌‌ ‌​‌‍‍‌‌‍ ‌‍ ‍​ ‍ ‌‍‍‌‌‍‌​​ ‌‌‍‌‍‌‍ ‌‍ ‌ ‌​‌‍‌‌‌ ​‍​ ‍ ‌ ‌​‌ ‍‌‌ ​​‌‍‌‌​ ‌‌‍‌‍‌‍ ‌‍ ‌ ‌​‌‍‌‌‌ ​‍​ ‍ ‌ ​​‌‍​‌‌ ‌​‌‍‍​​ ‌‌‍​ ‌‍ ‌‍ ​‌ ‌‌‌‍ ‌‌‍ ‍‌ ​ ​‍‌‌​ ‌‌‌​​‍‌‌ ‌‍‍ ‌‍‌‌‌ ‍‌​‍‌‌​ ​ ‌​‌​​‍‌‌​ ​ ‌​‌​​‍‌‌​ ​‍​ ​‍‌‍‌‌‌‍​‍​ ​‍​ ‍​‌‍​ ​ ‌‌‌‍​ ‌‍​ ‌‍‌‌‌‍​‍‌‍​‌​ ​‌​‍‌‌​ ​‍​ ​‍​‍‌‌​ ‌‌‌​‌​​‍ ‍‌‍ ​‌‍‍‌‌‍ ‍‌‍‍ ‌ ​ ​‍‌‌​ ‌‌‌​​‍‌‌ ‌‍‍ ‌‍‌‌‌ ‍‌​‍‌‌​ ​ ‌​‌​​‍‌‌​ ​ ‌​‌​​‍‌‌​ ​‍​ ​‍​ ‌​‌‍‌‌​ ‌‍‌‍‌​​ ​‍​ ‌‍​ ​‍‌‍‌‍‌‍​‌‌‍​ ‌‍​ ‌‍​ ​‍‌‌​ ​‍​ ​‍​‍‌‌​ ‌‌‌​‌​​‍ ‍‌‍ ‍‌‍​‌‌‍ ‌‌‍‌‌​ ‌‍​‍‌‍​‌‌ ​ ‌‍‌‌‌‌‌‌‌ ​‍‌‍ ​​ ‌‌‍‍​‌ ‌​‌ ‌​‌ ​​‌ ​ ​‍‌‌​ ​ ‌​​‌​‍‌‌​ ​‍‌​‌‍​‍‌‌​ ​‍‌​‌‍‌‍​ ‌‍‍​‌‍‌‌‌‍ ​‌ ​ ‌‍‌‌‌‍​‌‌ ​​‌‍‍‌‌‍‌‌‌ ​‍‌ ​ ​‍ ‍‌ ​ ‌‍​‌‌‍ ‍‌‍‍‌‌ ‌​‌ ‍‌​‍ ‍‌ ​ ‌ ‌​‌ ‌‌‌‍‌​‌‍‍‌‌‍ ​‍‌‍‌‍‍‌‌‍‌​​ ‌‌‍‌‍‌‍ ‌‍ ‌ ‌​‌‍‌‌‌ ​‍​‍‌‍‌ ‌​‌ ‍‌‌ ​​‌‍‌‌​ ‌‌‍‌‍‌‍ ‌‍ ‌ ‌​‌‍‌‌‌ ​‍​‍‌‍‌ ​​‌‍​‌‌ ‌​‌‍‍​​ ‌‌‍​ ‌‍ ‌‍ ​‌ ‌‌‌‍ ‌‌‍ ‍‌ ​ ​‍‌‌​ ‌‌‌​​‍‌‌ ‌‍‍ ‌‍‌‌‌ ‍‌​‍‌‌​ ​ ‌​‌​​‍‌‌​ ​ ‌​‌​​‍‌‌​ ​‍​ ​‍‌‍‌‌‌‍​‍​ ​‍​ ‍​‌‍​ ​ ‌‌‌‍​ ‌‍​ ‌‍‌‌‌‍​‍‌‍​‌​ ​‌​‍‌‌​ ​‍​ ​‍​‍‌‌​ ‌‌‌​‌​​‍ ‍‌‍ ​‌‍‍‌‌‍ ‍‌‍‍ ‌ ​ ​‍‌‌​ ‌‌‌​​‍‌‌ ‌‍‍ ‌‍‌‌‌ ‍‌​‍‌‌​ ​ ‌​‌​​‍‌‌​ ​ ‌​‌​​‍‌‌​ ​‍​ ​‍​ ‌​‌‍‌‌​ ‌‍‌‍‌​​ ​‍​ ‌‍​ ​‍‌‍‌‍‌‍​‌‌‍​ ‌‍​ ‌‍​ ​‍‌‌​ ​‍​ ​‍​‍‌‌​ ‌‌‌​‌​​‍ ‍‌‍ ‍‌‍​‌‌‍ ‌‌‍‌‌​‍‌‍‌ ​​‌‍‌‌‌ ​‍‌ ​ ‌ ​​‌‍‌‌‌‍​ ‌ ‌​‌‍‍‌‌ ‌‍‌‍‌‌​ ‌‌ ​​‌ ‌‌‌‍​‍‌‍ ​‌‍‍‌‌ ​ ‌‍‍​‌‍‌‌‌‍‌​​‍​‍‌ ‌
Athletic Club​​​​‌ ‍ ​‍​‍‌‍ ‌ ​‍‌‍‍‌‌‍‌ ‌‍‍‌‌‍ ‍​‍​‍​ ‍‍​‍​‍‌ ​ ‌‍​‌‌‍ ‍‌‍‍‌‌ ‌​‌ ‍‌​‍ ‍‌‍‍‌‌‍ ​‍​‍​‍ ​​‍​‍‌‍‍​‌ ​‍‌‍‌‌‌‍‌‍​‍​‍​ ‍‍​‍​‍‌‍‍​‌ ‌​‌ ‌​‌ ​​‌ ​ ​ ‍‍​‍ ​‍ ‌‍​ ‌‍‍​‌‍‌‌‌‍ ​‌ ​ ‌‍‌‌‌‍​‌‌ ​​‌‍‍‌‌‍‌‌‌ ​‍‌ ​ ​‍ ‍‌ ​ ‌‍​‌‌‍ ‍‌‍‍‌‌ ‌​‌ ‍‌​‍ ‍‌ ​ ‌ ‌​‌ ‌‌‌‍‌​‌‍‍‌‌‍ ​‍ ‌‍‍‌‌‍ ‍‌ ‌​‌‍‌‌‌‍ ‍‌ ‌​​‍ ‌‍‌‌‌‍‌​‌‍‍‌‌ ‌​​‍ ‌‍ ‌‌‍ ‌‍‌​‌‍‌‌​ ‌‌ ​​‌ ​‍‌‍‌‌‌ ​ ‌‍‌‌‌‍ ‍‌ ‌​‌‍​‌‌ ‌​‌‍‍‌‌‍ ‌‍ ‍​ ‍ ‌‍‍‌‌‍‌​​ ‌‌‍‌‍‌‍ ‌‍ ‌ ‌​‌‍‌‌‌ ​‍​ ‍ ‌ ‌​‌ ‍‌‌ ​​‌‍‌‌​ ‌‌‍‌‍‌‍ ‌‍ ‌ ‌​‌‍‌‌‌ ​‍​ ‍ ‌ ​​‌‍​‌‌ ‌​‌‍‍​​ ‌‌‍​ ‌‍ ‌‍ ​‌ ‌‌‌‍ ‌‌‍ ‍‌ ​ ​‍‌‌​ ‌‌‌​​‍‌‌ ‌‍‍ ‌‍‌‌‌ ‍‌​‍‌‌​ ​ ‌​‌​​‍‌‌​ ​ ‌​‌​​‍‌‌​ ​‍​ ​‍‌‍‌‌‌‍​‍​ ​‍​ ‍​‌‍​ ​ ‌‌‌‍​ ‌‍​ ‌‍‌‌‌‍​‍‌‍​‌​ ​‌​‍‌‌​ ​‍​ ​‍​‍‌‌​ ‌‌‌​‌​​‍ ‍‌‍ ​‌‍‍‌‌‍ ‍‌‍‍ ‌ ​ ​‍‌‌​ ‌‌‌​​‍‌‌ ‌‍‍ ‌‍‌‌‌ ‍‌​‍‌‌​ ​ ‌​‌​​‍‌‌​ ​ ‌​‌​​‍‌‌​ ​‍​ ​‍​ ‍​‌‍​‌​ ​ ​ ‌​‌‍​‌​ ‌ ‌‍‌​‌‍​‌​ ​ ​ ‍​‌‍‌‌‌‍​ ​‍‌‌​ ​‍​ ​‍​‍‌‌​ ‌‌‌​‌​​‍ ‍‌‍ ‍‌‍​‌‌‍ ‌‌‍‌‌​ ‌‍​‍‌‍​‌‌ ​ ‌‍‌‌‌‌‌‌‌ ​‍‌‍ ​​ ‌‌‍‍​‌ ‌​‌ ‌​‌ ​​‌ ​ ​‍‌‌​ ​ ‌​​‌​‍‌‌​ ​‍‌​‌‍​‍‌‌​ ​‍‌​‌‍‌‍​ ‌‍‍​‌‍‌‌‌‍ ​‌ ​ ‌‍‌‌‌‍​‌‌ ​​‌‍‍‌‌‍‌‌‌ ​‍‌ ​ ​‍ ‍‌ ​ ‌‍​‌‌‍ ‍‌‍‍‌‌ ‌​‌ ‍‌​‍ ‍‌ ​ ‌ ‌​‌ ‌‌‌‍‌​‌‍‍‌‌‍ ​‍‌‍‌‍‍‌‌‍‌​​ ‌‌‍‌‍‌‍ ‌‍ ‌ ‌​‌‍‌‌‌ ​‍​‍‌‍‌ ‌​‌ ‍‌‌ ​​‌‍‌‌​ ‌‌‍‌‍‌‍ ‌‍ ‌ ‌​‌‍‌‌‌ ​‍​‍‌‍‌ ​​‌‍​‌‌ ‌​‌‍‍​​ ‌‌‍​ ‌‍ ‌‍ ​‌ ‌‌‌‍ ‌‌‍ ‍‌ ​ ​‍‌‌​ ‌‌‌​​‍‌‌ ‌‍‍ ‌‍‌‌‌ ‍‌​‍‌‌​ ​ ‌​‌​​‍‌‌​ ​ ‌​‌​​‍‌‌​ ​‍​ ​‍‌‍‌‌‌‍​‍​ ​‍​ ‍​‌‍​ ​ ‌‌‌‍​ ‌‍​ ‌‍‌‌‌‍​‍‌‍​‌​ ​‌​‍‌‌​ ​‍​ ​‍​‍‌‌​ ‌‌‌​‌​​‍ ‍‌‍ ​‌‍‍‌‌‍ ‍‌‍‍ ‌ ​ ​‍‌‌​ ‌‌‌​​‍‌‌ ‌‍‍ ‌‍‌‌‌ ‍‌​‍‌‌​ ​ ‌​‌​​‍‌‌​ ​ ‌​‌​​‍‌‌​ ​‍​ ​‍​ ‍​‌‍​‌​ ​ ​ ‌​‌‍​‌​ ‌ ‌‍‌​‌‍​‌​ ​ ​ ‍​‌‍‌‌‌‍​ ​‍‌‌​ ​‍​ ​‍​‍‌‌​ ‌‌‌​‌​​‍ ‍‌‍ ‍‌‍​‌‌‍ ‌‌‍‌‌​‍‌‍‌ ​​‌‍‌‌‌ ​‍‌ ​ ‌ ​​‌‍‌‌‌‍​ ‌ ‌​‌‍‍‌‌ ‌‍‌‍‌‌​ ‌‌ ​​‌ ‌‌‌‍​‍‌‍ ​‌‍‍‌‌ ​ ‌‍‍​‌‍‌‌‌‍‌​​‍​‍‌ ‌
Marina​​​​‌ ‍ ​‍​‍‌‍ ‌ ​‍‌‍‍‌‌‍‌ ‌‍‍‌‌‍ ‍​‍​‍​ ‍‍​‍​‍‌ ​ ‌‍​‌‌‍ ‍‌‍‍‌‌ ‌​‌ ‍‌​‍ ‍‌‍‍‌‌‍ ​‍​‍​‍ ​​‍​‍‌‍‍​‌ ​‍‌‍‌‌‌‍‌‍​‍​‍​ ‍‍​‍​‍‌‍‍​‌ ‌​‌ ‌​‌ ​​‌ ​ ​ ‍‍​‍ ​‍ ‌‍​ ‌‍‍​‌‍‌‌‌‍ ​‌ ​ ‌‍‌‌‌‍​‌‌ ​​‌‍‍‌‌‍‌‌‌ ​‍‌ ​ ​‍ ‍‌ ​ ‌‍​‌‌‍ ‍‌‍‍‌‌ ‌​‌ ‍‌​‍ ‍‌ ​ ‌ ‌​‌ ‌‌‌‍‌​‌‍‍‌‌‍ ​‍ ‌‍‍‌‌‍ ‍‌ ‌​‌‍‌‌‌‍ ‍‌ ‌​​‍ ‌‍‌‌‌‍‌​‌‍‍‌‌ ‌​​‍ ‌‍ ‌‌‍ ‌‍‌​‌‍‌‌​ ‌‌ ​​‌ ​‍‌‍‌‌‌ ​ ‌‍‌‌‌‍ ‍‌ ‌​‌‍​‌‌ ‌​‌‍‍‌‌‍ ‌‍ ‍​ ‍ ‌‍‍‌‌‍‌​​ ‌‌‍‌‍‌‍ ‌‍ ‌ ‌​‌‍‌‌‌ ​‍​ ‍ ‌ ‌​‌ ‍‌‌ ​​‌‍‌‌​ ‌‌‍‌‍‌‍ ‌‍ ‌ ‌​‌‍‌‌‌ ​‍​ ‍ ‌ ​​‌‍​‌‌ ‌​‌‍‍​​ ‌‌‍​ ‌‍ ‌‍ ​‌ ‌‌‌‍ ‌‌‍ ‍‌ ​ ​‍‌‌​ ‌‌‌​​‍‌‌ ‌‍‍ ‌‍‌‌‌ ‍‌​‍‌‌​ ​ ‌​‌​​‍‌‌​ ​ ‌​‌​​‍‌‌​ ​‍​ ​‍‌‍‌‌‌‍​‍​ ​‍​ ‍​‌‍​ ​ ‌‌‌‍​ ‌‍​ ‌‍‌‌‌‍​‍‌‍​‌​ ​‌​‍‌‌​ ​‍​ ​‍​‍‌‌​ ‌‌‌​‌​​‍ ‍‌‍ ​‌‍‍‌‌‍ ‍‌‍‍ ‌ ​ ​‍‌‌​ ‌‌‌​​‍‌‌ ‌‍‍ ‌‍‌‌‌ ‍‌​‍‌‌​ ​ ‌​‌​​‍‌‌​ ​ ‌​‌​​‍‌‌​ ​‍​ ​‍​ ‌‍​ ‌‌​ ‌‍​ ‌‌‌‍‌‌‌‍‌‍‌‍​‌​ ​​​ ‌‍​ ‌‌​ ‌​‌‍‌​​‍‌‌​ ​‍​ ​‍​‍‌‌​ ‌‌‌​‌​​‍ ‍‌‍ ‍‌‍​‌‌‍ ‌‌‍‌‌​ ‌‍​‍‌‍​‌‌ ​ ‌‍‌‌‌‌‌‌‌ ​‍‌‍ ​​ ‌‌‍‍​‌ ‌​‌ ‌​‌ ​​‌ ​ ​‍‌‌​ ​ ‌​​‌​‍‌‌​ ​‍‌​‌‍​‍‌‌​ ​‍‌​‌‍‌‍​ ‌‍‍​‌‍‌‌‌‍ ​‌ ​ ‌‍‌‌‌‍​‌‌ ​​‌‍‍‌‌‍‌‌‌ ​‍‌ ​ ​‍ ‍‌ ​ ‌‍​‌‌‍ ‍‌‍‍‌‌ ‌​‌ ‍‌​‍ ‍‌ ​ ‌ ‌​‌ ‌‌‌‍‌​‌‍‍‌‌‍ ​‍‌‍‌‍‍‌‌‍‌​​ ‌‌‍‌‍‌‍ ‌‍ ‌ ‌​‌‍‌‌‌ ​‍​‍‌‍‌ ‌​‌ ‍‌‌ ​​‌‍‌‌​ ‌‌‍‌‍‌‍ ‌‍ ‌ ‌​‌‍‌‌‌ ​‍​‍‌‍‌ ​​‌‍​‌‌ ‌​‌‍‍​​ ‌‌‍​ ‌‍ ‌‍ ​‌ ‌‌‌‍ ‌‌‍ ‍‌ ​ ​‍‌‌​ ‌‌‌​​‍‌‌ ‌‍‍ ‌‍‌‌‌ ‍‌​‍‌‌​ ​ ‌​‌​​‍‌‌​ ​ ‌​‌​​‍‌‌​ ​‍​ ​‍‌‍‌‌‌‍​‍​ ​‍​ ‍​‌‍​ ​ ‌‌‌‍​ ‌‍​ ‌‍‌‌‌‍​‍‌‍​‌​ ​‌​‍‌‌​ ​‍​ ​‍​‍‌‌​ ‌‌‌​‌​​‍ ‍‌‍ ​‌‍‍‌‌‍ ‍‌‍‍ ‌ ​ ​‍‌‌​ ‌‌‌​​‍‌‌ ‌‍‍ ‌‍‌‌‌ ‍‌​‍‌‌​ ​ ‌​‌​​‍‌‌​ ​ ‌​‌​​‍‌‌​ ​‍​ ​‍​ ‌‍​ ‌‌​ ‌‍​ ‌‌‌‍‌‌‌‍‌‍‌‍​‌​ ​​​ ‌‍​ ‌‌​ ‌​‌‍‌​​‍‌‌​ ​‍​ ​‍​‍‌‌​ ‌‌‌​‌​​‍ ‍‌‍ ‍‌‍​‌‌‍ ‌‌‍‌‌​‍‌‍‌ ​​‌‍‌‌‌ ​‍‌ ​ ‌ ​​‌‍‌‌‌‍​ ‌ ‌​‌‍‍‌‌ ‌‍‌‍‌‌​ ‌‌ ​​‌ ‌‌‌‍​‍‌‍ ​‌‍‍‌‌ ​ ‌‍‍​‌‍‌‌‌‍‌​​‍​‍‌ ‌
Company​​​​‌ ‍ ​‍​‍‌‍ ‌ ​‍‌‍‍‌‌‍‌ ‌‍‍‌‌‍ ‍​‍​‍​ ‍‍​‍​‍‌ ​ ‌‍​‌‌‍ ‍‌‍‍‌‌ ‌​‌ ‍‌​‍ ‍‌‍‍‌‌‍ ​‍​‍​‍ ​​‍​‍‌‍‍​‌ ​‍‌‍‌‌‌‍‌‍​‍​‍​ ‍‍​‍​‍‌‍‍​‌ ‌​‌ ‌​‌ ​​‌ ​ ​ ‍‍​‍ ​‍ ‌‍​ ‌‍‍​‌‍‌‌‌‍ ​‌ ​ ‌‍‌‌‌‍​‌‌ ​​‌‍‍‌‌‍‌‌‌ ​‍‌ ​ ​‍ ‍‌ ​ ‌‍​‌‌‍ ‍‌‍‍‌‌ ‌​‌ ‍‌​‍ ‍‌ ​ ‌ ‌​‌ ‌‌‌‍‌​‌‍‍‌‌‍ ​‍ ‌‍‍‌‌‍ ‍‌ ‌​‌‍‌‌‌‍ ‍‌ ‌​​‍ ‌‍‌‌‌‍‌​‌‍‍‌‌ ‌​​‍ ‌‍ ‌‌‍ ‌‍‌​‌‍‌‌​ ‌‌ ​​‌ ​‍‌‍‌‌‌ ​ ‌‍‌‌‌‍ ‍‌ ‌​‌‍​‌‌ ‌​‌‍‍‌‌‍ ‌‍ ‍​ ‍ ‌‍‍‌‌‍‌​​ ‌‌‍‌‍‌‍ ‌‍ ‌ ‌​‌‍‌‌‌ ​‍​ ‍ ‌ ‌​‌ ‍‌‌ ​​‌‍‌‌​ ‌‌‍‌‍‌‍ ‌‍ ‌ ‌​‌‍‌‌‌ ​‍​ ‍ ‌ ​​‌‍​‌‌ ‌​‌‍‍​​ ‌‌‍​ ‌‍ ‌‍ ​‌ ‌‌‌‍ ‌‌‍ ‍‌ ​ ​‍‌‌​ ‌‌‌​​‍‌‌ ‌‍‍ ‌‍‌‌‌ ‍‌​‍‌‌​ ​ ‌​‌​​‍‌‌​ ​ ‌​‌​​‍‌‌​ ​‍​ ​‍‌‍​ ​ ​ ​ ‌​​ ​​‌‍​ ​ ‌‍‌‍‌​​ ‌​‌‍‌‍‌‍‌‌‌‍‌‌‌‍‌​​‍‌‌​ ​‍​ ​‍​‍‌‌​ ‌‌‌​‌​​‍ ‍‌ ‌​‌‍‍‌‌ ‌​‌‍ ​‌‍‌‌​ ‌‍​‍‌‍​‌‌ ​ ‌‍‌‌‌‌‌‌‌ ​‍‌‍ ​​ ‌‌‍‍​‌ ‌​‌ ‌​‌ ​​‌ ​ ​‍‌‌​ ​ ‌​​‌​‍‌‌​ ​‍‌​‌‍​‍‌‌​ ​‍‌​‌‍‌‍​ ‌‍‍​‌‍‌‌‌‍ ​‌ ​ ‌‍‌‌‌‍​‌‌ ​​‌‍‍‌‌‍‌‌‌ ​‍‌ ​ ​‍ ‍‌ ​ ‌‍​‌‌‍ ‍‌‍‍‌‌ ‌​‌ ‍‌​‍ ‍‌ ​ ‌ ‌​‌ ‌‌‌‍‌​‌‍‍‌‌‍ ​‍‌‍‌‍‍‌‌‍‌​​ ‌‌‍‌‍‌‍ ‌‍ ‌ ‌​‌‍‌‌‌ ​‍​‍‌‍‌ ‌​‌ ‍‌‌ ​​‌‍‌‌​ ‌‌‍‌‍‌‍ ‌‍ ‌ ‌​‌‍‌‌‌ ​‍​‍‌‍‌ ​​‌‍​‌‌ ‌​‌‍‍​​ ‌‌‍​ ‌‍ ‌‍ ​‌ ‌‌‌‍ ‌‌‍ ‍‌ ​ ​‍‌‌​ ‌‌‌​​‍‌‌ ‌‍‍ ‌‍‌‌‌ ‍‌​‍‌‌​ ​ ‌​‌​​‍‌‌​ ​ ‌​‌​​‍‌‌​ ​‍​ ​‍‌‍​ ​ ​ ​ ‌​​ ​​‌‍​ ​ ‌‍‌‍‌​​ ‌​‌‍‌‍‌‍‌‌‌‍‌‌‌‍‌​​‍‌‌​ ​‍​ ​‍​‍‌‌​ ‌‌‌​‌​​‍ ‍‌ ‌​‌‍‍‌‌ ‌​‌‍ ​‌‍‌‌​‍‌‍‌ ​​‌‍‌‌‌ ​‍‌ ​ ‌ ​​‌‍‌‌‌‍​ ‌ ‌​‌‍‍‌‌ ‌‍‌‍‌‌​ ‌‌ ​​‌ ‌‌‌‍​‍‌‍ ​‌‍‍‌‌ ​ ‌‍‍​‌‍‌‌‌‍‌​​‍​‍‌ ‌
Privacy Policy​​​​‌ ‍ ​‍​‍‌‍ ‌ ​‍‌‍‍‌‌‍‌ ‌‍‍‌‌‍ ‍​‍​‍​ ‍‍​‍​‍‌ ​ ‌‍​‌‌‍ ‍‌‍‍‌‌ ‌​‌ ‍‌​‍ ‍‌‍‍‌‌‍ ​‍​‍​‍ ​​‍​‍‌‍‍​‌ ​‍‌‍‌‌‌‍‌‍​‍​‍​ ‍‍​‍​‍‌‍‍​‌ ‌​‌ ‌​‌ ​​‌ ​ ​ ‍‍​‍ ​‍ ‌‍​ ‌‍‍​‌‍‌‌‌‍ ​‌ ​ ‌‍‌‌‌‍​‌‌ ​​‌‍‍‌‌‍‌‌‌ ​‍‌ ​ ​‍ ‍‌ ​ ‌‍​‌‌‍ ‍‌‍‍‌‌ ‌​‌ ‍‌​‍ ‍‌ ​ ‌ ‌​‌ ‌‌‌‍‌​‌‍‍‌‌‍ ​‍ ‌‍‍‌‌‍ ‍‌ ‌​‌‍‌‌‌‍ ‍‌ ‌​​‍ ‌‍‌‌‌‍‌​‌‍‍‌‌ ‌​​‍ ‌‍ ‌‌‍ ‌‍‌​‌‍‌‌​ ‌‌ ​​‌ ​‍‌‍‌‌‌ ​ ‌‍‌‌‌‍ ‍‌ ‌​‌‍​‌‌ ‌​‌‍‍‌‌‍ ‌‍ ‍​ ‍ ‌‍‍‌‌‍‌​​ ‌‌‍‌‍‌‍ ‌‍ ‌ ‌​‌‍‌‌‌ ​‍​ ‍ ‌ ‌​‌ ‍‌‌ ​​‌‍‌‌​ ‌‌‍‌‍‌‍ ‌‍ ‌ ‌​‌‍‌‌‌ ​‍​ ‍ ‌ ​​‌‍​‌‌ ‌​‌‍‍​​ ‌‌‍​ ‌‍ ‌‍ ​‌ ‌‌‌‍ ‌‌‍ ‍‌ ​ ​‍‌‌​ ‌‌‌​​‍‌‌ ‌‍‍ ‌‍‌‌‌ ‍‌​‍‌‌​ ​ ‌​‌​​‍‌‌​ ​ ‌​‌​​‍‌‌​ ​‍​ ​‍‌‍​ ​ ​ ​ ‌​​ ​​‌‍​ ​ ‌‍‌‍‌​​ ‌​‌‍‌‍‌‍‌‌‌‍‌‌‌‍‌​​‍‌‌​ ​‍​ ​‍​‍‌‌​ ‌‌‌​‌​​‍ ‍‌‍ ​‌‍‍‌‌‍ ‍‌‍‍ ‌ ​ ​‍‌‌​ ‌‌‌​​‍‌‌ ‌‍‍ ‌‍‌‌‌ ‍‌​‍‌‌​ ​ ‌​‌​​‍‌‌​ ​ ‌​‌​​‍‌‌​ ​‍​ ​‍​ ​​​ ‍‌‌‍‌‌​ ‍​​ ‍‌​ ​‍‌‍​‍‌‍​‍​ ​‍​ ‍​‌‍​‌​ ​​​‍‌‌​ ​‍​ ​‍​‍‌‌​ ‌‌‌​‌​​‍ ‍‌‍ ‍‌‍​‌‌‍ ‌‌‍‌‌​ ‌‍​‍‌‍​‌‌ ​ ‌‍‌‌‌‌‌‌‌ ​‍‌‍ ​​ ‌‌‍‍​‌ ‌​‌ ‌​‌ ​​‌ ​ ​‍‌‌​ ​ ‌​​‌​‍‌‌​ ​‍‌​‌‍​‍‌‌​ ​‍‌​‌‍‌‍​ ‌‍‍​‌‍‌‌‌‍ ​‌ ​ ‌‍‌‌‌‍​‌‌ ​​‌‍‍‌‌‍‌‌‌ ​‍‌ ​ ​‍ ‍‌ ​ ‌‍​‌‌‍ ‍‌‍‍‌‌ ‌​‌ ‍‌​‍ ‍‌ ​ ‌ ‌​‌ ‌‌‌‍‌​‌‍‍‌‌‍ ​‍‌‍‌‍‍‌‌‍‌​​ ‌‌‍‌‍‌‍ ‌‍ ‌ ‌​‌‍‌‌‌ ​‍​‍‌‍‌ ‌​‌ ‍‌‌ ​​‌‍‌‌​ ‌‌‍‌‍‌‍ ‌‍ ‌ ‌​‌‍‌‌‌ ​‍​‍‌‍‌ ​​‌‍​‌‌ ‌​‌‍‍​​ ‌‌‍​ ‌‍ ‌‍ ​‌ ‌‌‌‍ ‌‌‍ ‍‌ ​ ​‍‌‌​ ‌‌‌​​‍‌‌ ‌‍‍ ‌‍‌‌‌ ‍‌​‍‌‌​ ​ ‌​‌​​‍‌‌​ ​ ‌​‌​​‍‌‌​ ​‍​ ​‍‌‍​ ​ ​ ​ ‌​​ ​​‌‍​ ​ ‌‍‌‍‌​​ ‌​‌‍‌‍‌‍‌‌‌‍‌‌‌‍‌​​‍‌‌​ ​‍​ ​‍​‍‌‌​ ‌‌‌​‌​​‍ ‍‌‍ ​‌‍‍‌‌‍ ‍‌‍‍ ‌ ​ ​‍‌‌​ ‌‌‌​​‍‌‌ ‌‍‍ ‌‍‌‌‌ ‍‌​‍‌‌​ ​ ‌​‌​​‍‌‌​ ​ ‌​‌​​‍‌‌​ ​‍​ ​‍​ ​​​ ‍‌‌‍‌‌​ ‍​​ ‍‌​ ​‍‌‍​‍‌‍​‍​ ​‍​ ‍​‌‍​‌​ ​​​‍‌‌​ ​‍​ ​‍​‍‌‌​ ‌‌‌​‌​​‍ ‍‌‍ ‍‌‍​‌‌‍ ‌‌‍‌‌​‍‌‍‌ ​​‌‍‌‌‌ ​‍‌ ​ ‌ ​​‌‍‌‌‌‍​ ‌ ‌​‌‍‍‌‌ ‌‍‌‍‌‌​ ‌‌ ​​‌ ‌‌‌‍​‍‌‍ ​‌‍‍‌‌ ​ ‌‍‍​‌‍‌‌‌‍‌​​‍​‍‌ ‌
Accessibility Statement​​​​‌ ‍ ​‍​‍‌‍ ‌ ​‍‌‍‍‌‌‍‌ ‌‍‍‌‌‍ ‍​‍​‍​ ‍‍​‍​‍‌ ​ ‌‍​‌‌‍ ‍‌‍‍‌‌ ‌​‌ ‍‌​‍ ‍‌‍‍‌‌‍ ​‍​‍​‍ ​​‍​‍‌‍‍​‌ ​‍‌‍‌‌‌‍‌‍​‍​‍​ ‍‍​‍​‍‌‍‍​‌ ‌​‌ ‌​‌ ​​‌ ​ ​ ‍‍​‍ ​‍ ‌‍​ ‌‍‍​‌‍‌‌‌‍ ​‌ ​ ‌‍‌‌‌‍​‌‌ ​​‌‍‍‌‌‍‌‌‌ ​‍‌ ​ ​‍ ‍‌ ​ ‌‍​‌‌‍ ‍‌‍‍‌‌ ‌​‌ ‍‌​‍ ‍‌ ​ ‌ ‌​‌ ‌‌‌‍‌​‌‍‍‌‌‍ ​‍ ‌‍‍‌‌‍ ‍‌ ‌​‌‍‌‌‌‍ ‍‌ ‌​​‍ ‌‍‌‌‌‍‌​‌‍‍‌‌ ‌​​‍ ‌‍ ‌‌‍ ‌‍‌​‌‍‌‌​ ‌‌ ​​‌ ​‍‌‍‌‌‌ ​ ‌‍‌‌‌‍ ‍‌ ‌​‌‍​‌‌ ‌​‌‍‍‌‌‍ ‌‍ ‍​ ‍ ‌‍‍‌‌‍‌​​ ‌‌‍‌‍‌‍ ‌‍ ‌ ‌​‌‍‌‌‌ ​‍​ ‍ ‌ ‌​‌ ‍‌‌ ​​‌‍‌‌​ ‌‌‍‌‍‌‍ ‌‍ ‌ ‌​‌‍‌‌‌ ​‍​ ‍ ‌ ​​‌‍​‌‌ ‌​‌‍‍​​ ‌‌‍​ ‌‍ ‌‍ ​‌ ‌‌‌‍ ‌‌‍ ‍‌ ​ ​‍‌‌​ ‌‌‌​​‍‌‌ ‌‍‍ ‌‍‌‌‌ ‍‌​‍‌‌​ ​ ‌​‌​​‍‌‌​ ​ ‌​‌​​‍‌‌​ ​‍​ ​‍‌‍​ ​ ​ ​ ‌​​ ​​‌‍​ ​ ‌‍‌‍‌​​ ‌​‌‍‌‍‌‍‌‌‌‍‌‌‌‍‌​​‍‌‌​ ​‍​ ​‍​‍‌‌​ ‌‌‌​‌​​‍ ‍‌‍ ​‌‍‍‌‌‍ ‍‌‍‍ ‌ ​ ​‍‌‌​ ‌‌‌​​‍‌‌ ‌‍‍ ‌‍‌‌‌ ‍‌​‍‌‌​ ​ ‌​‌​​‍‌‌​ ​ ‌​‌​​‍‌‌​ ​‍​ ​‍​ ​ ​ ‌‍​ ‌ ​ ​ ‌‍​‌​ ‌‍​ ‌ ​ ‍‌​ ​‌​ ‌‍‌‍‌​​ ​​​‍‌‌​ ​‍​ ​‍​‍‌‌​ ‌‌‌​‌​​‍ ‍‌‍ ‍‌‍​‌‌‍ ‌‌‍‌‌​ ‌‍​‍‌‍​‌‌ ​ ‌‍‌‌‌‌‌‌‌ ​‍‌‍ ​​ ‌‌‍‍​‌ ‌​‌ ‌​‌ ​​‌ ​ ​‍‌‌​ ​ ‌​​‌​‍‌‌​ ​‍‌​‌‍​‍‌‌​ ​‍‌​‌‍‌‍​ ‌‍‍​‌‍‌‌‌‍ ​‌ ​ ‌‍‌‌‌‍​‌‌ ​​‌‍‍‌‌‍‌‌‌ ​‍‌ ​ ​‍ ‍‌ ​ ‌‍​‌‌‍ ‍‌‍‍‌‌ ‌​‌ ‍‌​‍ ‍‌ ​ ‌ ‌​‌ ‌‌‌‍‌​‌‍‍‌‌‍ ​‍‌‍‌‍‍‌‌‍‌​​ ‌‌‍‌‍‌‍ ‌‍ ‌ ‌​‌‍‌‌‌ ​‍​‍‌‍‌ ‌​‌ ‍‌‌ ​​‌‍‌‌​ ‌‌‍‌‍‌‍ ‌‍ ‌ ‌​‌‍‌‌‌ ​‍​‍‌‍‌ ​​‌‍​‌‌ ‌​‌‍‍​​ ‌‌‍​ ‌‍ ‌‍ ​‌ ‌‌‌‍ ‌‌‍ ‍‌ ​ ​‍‌‌​ ‌‌‌​​‍‌‌ ‌‍‍ ‌‍‌‌‌ ‍‌​‍‌‌​ ​ ‌​‌​​‍‌‌​ ​ ‌​‌​​‍‌‌​ ​‍​ ​‍‌‍​ ​ ​ ​ ‌​​ ​​‌‍​ ​ ‌‍‌‍‌​​ ‌​‌‍‌‍‌‍‌‌‌‍‌‌‌‍‌​​‍‌‌​ ​‍​ ​‍​‍‌‌​ ‌‌‌​‌​​‍ ‍‌‍ ​‌‍‍‌‌‍ ‍‌‍‍ ‌ ​ ​‍‌‌​ ‌‌‌​​‍‌‌ ‌‍‍ ‌‍‌‌‌ ‍‌​‍‌‌​ ​ ‌​‌​​‍‌‌​ ​ ‌​‌​​‍‌‌​ ​‍​ ​‍​ ​ ​ ‌‍​ ‌ ​ ​ ‌‍​‌​ ‌‍​ ‌ ​ ‍‌​ ​‌​ ‌‍‌‍‌​​ ​​​‍‌‌​ ​‍​ ​‍​‍‌‌​ ‌‌‌​‌​​‍ ‍‌‍ ‍‌‍​‌‌‍ ‌‌‍‌‌​‍‌‍‌ ​​‌‍‌‌‌ ​‍‌ ​ ‌ ​​‌‍‌‌‌‍​ ‌ ‌​‌‍‍‌‌ ‌‍‌‍‌‌​ ‌‌ ​​‌ ‌‌‌‍​‍‌‍ ​‌‍‍‌‌ ​ ‌‍‍​‌‍‌‌‌‍‌​​‍​‍‌ ‌
Our Story​​​​‌ ‍ ​‍​‍‌‍ ‌ ​‍‌‍‍‌‌‍‌ ‌‍‍‌‌‍ ‍​‍​‍​ ‍‍​‍​‍‌ ​ ‌‍​‌‌‍ ‍‌‍‍‌‌ ‌​‌ ‍‌​‍ ‍‌‍‍‌‌‍ ​‍​‍​‍ ​​‍​‍‌‍‍​‌ ​‍‌‍‌‌‌‍‌‍​‍​‍​ ‍‍​‍​‍‌‍‍​‌ ‌​‌ ‌​‌ ​​‌ ​ ​ ‍‍​‍ ​‍ ‌‍​ ‌‍‍​‌‍‌‌‌‍ ​‌ ​ ‌‍‌‌‌‍​‌‌ ​​‌‍‍‌‌‍‌‌‌ ​‍‌ ​ ​‍ ‍‌ ​ ‌‍​‌‌‍ ‍‌‍‍‌‌ ‌​‌ ‍‌​‍ ‍‌ ​ ‌ ‌​‌ ‌‌‌‍‌​‌‍‍‌‌‍ ​‍ ‌‍‍‌‌‍ ‍‌ ‌​‌‍‌‌‌‍ ‍‌ ‌​​‍ ‌‍‌‌‌‍‌​‌‍‍‌‌ ‌​​‍ ‌‍ ‌‌‍ ‌‍‌​‌‍‌‌​ ‌‌ ​​‌ ​‍‌‍‌‌‌ ​ ‌‍‌‌‌‍ ‍‌ ‌​‌‍​‌‌ ‌​‌‍‍‌‌‍ ‌‍ ‍​ ‍ ‌‍‍‌‌‍‌​​ ‌‌‍‌‍‌‍ ‌‍ ‌ ‌​‌‍‌‌‌ ​‍​ ‍ ‌ ‌​‌ ‍‌‌ ​​‌‍‌‌​ ‌‌‍‌‍‌‍ ‌‍ ‌ ‌​‌‍‌‌‌ ​‍​ ‍ ‌ ​​‌‍​‌‌ ‌​‌‍‍​​ ‌‌‍​ ‌‍ ‌‍ ​‌ ‌‌‌‍ ‌‌‍ ‍‌ ​ ​‍‌‌​ ‌‌‌​​‍‌‌ ‌‍‍ ‌‍‌‌‌ ‍‌​‍‌‌​ ​ ‌​‌​​‍‌‌​ ​ ‌​‌​​‍‌‌​ ​‍​ ​‍‌‍​ ​ ​ ​ ‌​​ ​​‌‍​ ​ ‌‍‌‍‌​​ ‌​‌‍‌‍‌‍‌‌‌‍‌‌‌‍‌​​‍‌‌​ ​‍​ ​‍​‍‌‌​ ‌‌‌​‌​​‍ ‍‌‍ ​‌‍‍‌‌‍ ‍‌‍‍ ‌ ​ ​‍‌‌​ ‌‌‌​​‍‌‌ ‌‍‍ ‌‍‌‌‌ ‍‌​‍‌‌​ ​ ‌​‌​​‍‌‌​ ​ ‌​‌​​‍‌‌​ ​‍​ ​‍‌‍‌‍​ ​ ​ ‌‌‌‍‌​‌‍​ ​ ​​​ ​ ​ ‌‍​ ‌‍​ ​ ‌‍​‍​ ​‍​‍‌‌​ ​‍​ ​‍​‍‌‌​ ‌‌‌​‌​​‍ ‍‌‍ ‍‌‍​‌‌‍ ‌‌‍‌‌​ ‌‍​‍‌‍​‌‌ ​ ‌‍‌‌‌‌‌‌‌ ​‍‌‍ ​​ ‌‌‍‍​‌ ‌​‌ ‌​‌ ​​‌ ​ ​‍‌‌​ ​ ‌​​‌​‍‌‌​ ​‍‌​‌‍​‍‌‌​ ​‍‌​‌‍‌‍​ ‌‍‍​‌‍‌‌‌‍ ​‌ ​ ‌‍‌‌‌‍​‌‌ ​​‌‍‍‌‌‍‌‌‌ ​‍‌ ​ ​‍ ‍‌ ​ ‌‍​‌‌‍ ‍‌‍‍‌‌ ‌​‌ ‍‌​‍ ‍‌ ​ ‌ ‌​‌ ‌‌‌‍‌​‌‍‍‌‌‍ ​‍‌‍‌‍‍‌‌‍‌​​ ‌‌‍‌‍‌‍ ‌‍ ‌ ‌​‌‍‌‌‌ ​‍​‍‌‍‌ ‌​‌ ‍‌‌ ​​‌‍‌‌​ ‌‌‍‌‍‌‍ ‌‍ ‌ ‌​‌‍‌‌‌ ​‍​‍‌‍‌ ​​‌‍​‌‌ ‌​‌‍‍​​ ‌‌‍​ ‌‍ ‌‍ ​‌ ‌‌‌‍ ‌‌‍ ‍‌ ​ ​‍‌‌​ ‌‌‌​​‍‌‌ ‌‍‍ ‌‍‌‌‌ ‍‌​‍‌‌​ ​ ‌​‌​​‍‌‌​ ​ ‌​‌​​‍‌‌​ ​‍​ ​‍‌‍​ ​ ​ ​ ‌​​ ​​‌‍​ ​ ‌‍‌‍‌​​ ‌​‌‍‌‍‌‍‌‌‌‍‌‌‌‍‌​​‍‌‌​ ​‍​ ​‍​‍‌‌​ ‌‌‌​‌​​‍ ‍‌‍ ​‌‍‍‌‌‍ ‍‌‍‍ ‌ ​ ​‍‌‌​ ‌‌‌​​‍‌‌ ‌‍‍ ‌‍‌‌‌ ‍‌​‍‌‌​ ​ ‌​‌​​‍‌‌​ ​ ‌​‌​​‍‌‌​ ​‍​ ​‍‌‍‌‍​ ​ ​ ‌‌‌‍‌​‌‍​ ​ ​​​ ​ ​ ‌‍​ ‌‍​ ​ ‌‍​‍​ ​‍​‍‌‌​ ​‍​ ​‍​‍‌‌​ ‌‌‌​‌​​‍ ‍‌‍ ‍‌‍​‌‌‍ ‌‌‍‌‌​‍‌‍‌ ​​‌‍‌‌‌ ​‍‌ ​ ‌ ​​‌‍‌‌‌‍​ ‌ ‌​‌‍‍‌‌ ‌‍‌‍‌‌​ ‌‌ ​​‌ ‌‌‌‍​‍‌‍ ​‌‍‍‌‌ ​ ‌‍‍​‌‍‌‌‌‍‌​​‍​‍‌ ‌
Our Impact​​​​‌ ‍ ​‍​‍‌‍ ‌ ​‍‌‍‍‌‌‍‌ ‌‍‍‌‌‍ ‍​‍​‍​ ‍‍​‍​‍‌ ​ ‌‍​‌‌‍ ‍‌‍‍‌‌ ‌​‌ ‍‌​‍ ‍‌‍‍‌‌‍ ​‍​‍​‍ ​​‍​‍‌‍‍​‌ ​‍‌‍‌‌‌‍‌‍​‍​‍​ ‍‍​‍​‍‌‍‍​‌ ‌​‌ ‌​‌ ​​‌ ​ ​ ‍‍​‍ ​‍ ‌‍​ ‌‍‍​‌‍‌‌‌‍ ​‌ ​ ‌‍‌‌‌‍​‌‌ ​​‌‍‍‌‌‍‌‌‌ ​‍‌ ​ ​‍ ‍‌ ​ ‌‍​‌‌‍ ‍‌‍‍‌‌ ‌​‌ ‍‌​‍ ‍‌ ​ ‌ ‌​‌ ‌‌‌‍‌​‌‍‍‌‌‍ ​‍ ‌‍‍‌‌‍ ‍‌ ‌​‌‍‌‌‌‍ ‍‌ ‌​​‍ ‌‍‌‌‌‍‌​‌‍‍‌‌ ‌​​‍ ‌‍ ‌‌‍ ‌‍‌​‌‍‌‌​ ‌‌ ​​‌ ​‍‌‍‌‌‌ ​ ‌‍‌‌‌‍ ‍‌ ‌​‌‍​‌‌ ‌​‌‍‍‌‌‍ ‌‍ ‍​ ‍ ‌‍‍‌‌‍‌​​ ‌‌‍‌‍‌‍ ‌‍ ‌ ‌​‌‍‌‌‌ ​‍​ ‍ ‌ ‌​‌ ‍‌‌ ​​‌‍‌‌​ ‌‌‍‌‍‌‍ ‌‍ ‌ ‌​‌‍‌‌‌ ​‍​ ‍ ‌ ​​‌‍​‌‌ ‌​‌‍‍​​ ‌‌‍​ ‌‍ ‌‍ ​‌ ‌‌‌‍ ‌‌‍ ‍‌ ​ ​‍‌‌​ ‌‌‌​​‍‌‌ ‌‍‍ ‌‍‌‌‌ ‍‌​‍‌‌​ ​ ‌​‌​​‍‌‌​ ​ ‌​‌​​‍‌‌​ ​‍​ ​‍‌‍​ ​ ​ ​ ‌​​ ​​‌‍​ ​ ‌‍‌‍‌​​ ‌​‌‍‌‍‌‍‌‌‌‍‌‌‌‍‌​​‍‌‌​ ​‍​ ​‍​‍‌‌​ ‌‌‌​‌​​‍ ‍‌‍ ​‌‍‍‌‌‍ ‍‌‍‍ ‌ ​ ​‍‌‌​ ‌‌‌​​‍‌‌ ‌‍‍ ‌‍‌‌‌ ‍‌​‍‌‌​ ​ ‌​‌​​‍‌‌​ ​ ‌​‌​​‍‌‌​ ​‍​ ​‍‌‍‌‍​ ‍‌​ ​ ‌‍​‌​ ‌​​ ​‌‌‍​‌​ ​​‌‍‌‌​ ‌‍‌‍‌​​ ‌ ​‍‌‌​ ​‍​ ​‍​‍‌‌​ ‌‌‌​‌​​‍ ‍‌‍ ‍‌‍​‌‌‍ ‌‌‍‌‌​ ‌‍​‍‌‍​‌‌ ​ ‌‍‌‌‌‌‌‌‌ ​‍‌‍ ​​ ‌‌‍‍​‌ ‌​‌ ‌​‌ ​​‌ ​ ​‍‌‌​ ​ ‌​​‌​‍‌‌​ ​‍‌​‌‍​‍‌‌​ ​‍‌​‌‍‌‍​ ‌‍‍​‌‍‌‌‌‍ ​‌ ​ ‌‍‌‌‌‍​‌‌ ​​‌‍‍‌‌‍‌‌‌ ​‍‌ ​ ​‍ ‍‌ ​ ‌‍​‌‌‍ ‍‌‍‍‌‌ ‌​‌ ‍‌​‍ ‍‌ ​ ‌ ‌​‌ ‌‌‌‍‌​‌‍‍‌‌‍ ​‍‌‍‌‍‍‌‌‍‌​​ ‌‌‍‌‍‌‍ ‌‍ ‌ ‌​‌‍‌‌‌ ​‍​‍‌‍‌ ‌​‌ ‍‌‌ ​​‌‍‌‌​ ‌‌‍‌‍‌‍ ‌‍ ‌ ‌​‌‍‌‌‌ ​‍​‍‌‍‌ ​​‌‍​‌‌ ‌​‌‍‍​​ ‌‌‍​ ‌‍ ‌‍ ​‌ ‌‌‌‍ ‌‌‍ ‍‌ ​ ​‍‌‌​ ‌‌‌​​‍‌‌ ‌‍‍ ‌‍‌‌‌ ‍‌​‍‌‌​ ​ ‌​‌​​‍‌‌​ ​ ‌​‌​​‍‌‌​ ​‍​ ​‍‌‍​ ​ ​ ​ ‌​​ ​​‌‍​ ​ ‌‍‌‍‌​​ ‌​‌‍‌‍‌‍‌‌‌‍‌‌‌‍‌​​‍‌‌​ ​‍​ ​‍​‍‌‌​ ‌‌‌​‌​​‍ ‍‌‍ ​‌‍‍‌‌‍ ‍‌‍‍ ‌ ​ ​‍‌‌​ ‌‌‌​​‍‌‌ ‌‍‍ ‌‍‌‌‌ ‍‌​‍‌‌​ ​ ‌​‌​​‍‌‌​ ​ ‌​‌​​‍‌‌​ ​‍​ ​‍‌‍‌‍​ ‍‌​ ​ ‌‍​‌​ ‌​​ ​‌‌‍​‌​ ​​‌‍‌‌​ ‌‍‌‍‌​​ ‌ ​‍‌‌​ ​‍​ ​‍​‍‌‌​ ‌‌‌​‌​​‍ ‍‌‍ ‍‌‍​‌‌‍ ‌‌‍‌‌​‍‌‍‌ ​​‌‍‌‌‌ ​‍‌ ​ ‌ ​​‌‍‌‌‌‍​ ‌ ‌​‌‍‍‌‌ ‌‍‌‍‌‌​ ‌‌ ​​‌ ‌‌‌‍​‍‌‍ ​‌‍‍‌‌ ​ ‌‍‍​‌‍‌‌‌‍‌​​‍​‍‌ ‌
Partner with Us​​​​‌ ‍ ​‍​‍‌‍ ‌ ​‍‌‍‍‌‌‍‌ ‌‍‍‌‌‍ ‍​‍​‍​ ‍‍​‍​‍‌ ​ ‌‍​‌‌‍ ‍‌‍‍‌‌ ‌​‌ ‍‌​‍ ‍‌‍‍‌‌‍ ​‍​‍​‍ ​​‍​‍‌‍‍​‌ ​‍‌‍‌‌‌‍‌‍​‍​‍​ ‍‍​‍​‍‌‍‍​‌ ‌​‌ ‌​‌ ​​‌ ​ ​ ‍‍​‍ ​‍ ‌‍​ ‌‍‍​‌‍‌‌‌‍ ​‌ ​ ‌‍‌‌‌‍​‌‌ ​​‌‍‍‌‌‍‌‌‌ ​‍‌ ​ ​‍ ‍‌ ​ ‌‍​‌‌‍ ‍‌‍‍‌‌ ‌​‌ ‍‌​‍ ‍‌ ​ ‌ ‌​‌ ‌‌‌‍‌​‌‍‍‌‌‍ ​‍ ‌‍‍‌‌‍ ‍‌ ‌​‌‍‌‌‌‍ ‍‌ ‌​​‍ ‌‍‌‌‌‍‌​‌‍‍‌‌ ‌​​‍ ‌‍ ‌‌‍ ‌‍‌​‌‍‌‌​ ‌‌ ​​‌ ​‍‌‍‌‌‌ ​ ‌‍‌‌‌‍ ‍‌ ‌​‌‍​‌‌ ‌​‌‍‍‌‌‍ ‌‍ ‍​ ‍ ‌‍‍‌‌‍‌​​ ‌‌‍‌‍‌‍ ‌‍ ‌ ‌​‌‍‌‌‌ ​‍​ ‍ ‌ ‌​‌ ‍‌‌ ​​‌‍‌‌​ ‌‌‍‌‍‌‍ ‌‍ ‌ ‌​‌‍‌‌‌ ​‍​ ‍ ‌ ​​‌‍​‌‌ ‌​‌‍‍​​ ‌‌‍​ ‌‍ ‌‍ ​‌ ‌‌‌‍ ‌‌‍ ‍‌ ​ ​‍‌‌​ ‌‌‌​​‍‌‌ ‌‍‍ ‌‍‌‌‌ ‍‌​‍‌‌​ ​ ‌​‌​​‍‌‌​ ​ ‌​‌​​‍‌‌​ ​‍​ ​‍‌‍​ ​ ​ ​ ‌​​ ​​‌‍​ ​ ‌‍‌‍‌​​ ‌​‌‍‌‍‌‍‌‌‌‍‌‌‌‍‌​​‍‌‌​ ​‍​ ​‍​‍‌‌​ ‌‌‌​‌​​‍ ‍‌‍ ​‌‍‍‌‌‍ ‍‌‍‍ ‌ ​ ​‍‌‌​ ‌‌‌​​‍‌‌ ‌‍‍ ‌‍‌‌‌ ‍‌​‍‌‌​ ​ ‌​‌​​‍‌‌​ ​ ‌​‌​​‍‌‌​ ​‍​ ​‍‌‍‌‌‌‍‌‌​ ​‌‌‍​ ‌‍​ ​ ​​‌‍‌​‌‍‌‌‌‍​‍‌‍​‌​ ‍​‌‍‌‌‌‍​‍‌‍​‍‌‍‌‍​ ‍​‌‍‌‍‌‍‌​​ ​‌‌‍‌‌​ ​​​ ​ ​ ​​​ ‌‌​ ‍‌​ ​ ​ ‍‌​ ‌ ‌‍​‌​ ‍‌‌‍‌​​ ​​​‍‌‌​ ​‍​ ​‍​‍‌‌​ ‌‌‌​‌​​‍ ‍‌‍ ‍‌‍​‌‌‍ ‌‌‍‌‌​ ‌‍​‍‌‍​‌‌ ​ ‌‍‌‌‌‌‌‌‌ ​‍‌‍ ​​ ‌‌‍‍​‌ ‌​‌ ‌​‌ ​​‌ ​ ​‍‌‌​ ​ ‌​​‌​‍‌‌​ ​‍‌​‌‍​‍‌‌​ ​‍‌​‌‍‌‍​ ‌‍‍​‌‍‌‌‌‍ ​‌ ​ ‌‍‌‌‌‍​‌‌ ​​‌‍‍‌‌‍‌‌‌ ​‍‌ ​ ​‍ ‍‌ ​ ‌‍​‌‌‍ ‍‌‍‍‌‌ ‌​‌ ‍‌​‍ ‍‌ ​ ‌ ‌​‌ ‌‌‌‍‌​‌‍‍‌‌‍ ​‍‌‍‌‍‍‌‌‍‌​​ ‌‌‍‌‍‌‍ ‌‍ ‌ ‌​‌‍‌‌‌ ​‍​‍‌‍‌ ‌​‌ ‍‌‌ ​​‌‍‌‌​ ‌‌‍‌‍‌‍ ‌‍ ‌ ‌​‌‍‌‌‌ ​‍​‍‌‍‌ ​​‌‍​‌‌ ‌​‌‍‍​​ ‌‌‍​ ‌‍ ‌‍ ​‌ ‌‌‌‍ ‌‌‍ ‍‌ ​ ​‍‌‌​ ‌‌‌​​‍‌‌ ‌‍‍ ‌‍‌‌‌ ‍‌​‍‌‌​ ​ ‌​‌​​‍‌‌​ ​ ‌​‌​​‍‌‌​ ​‍​ ​‍‌‍​ ​ ​ ​ ‌​​ ​​‌‍​ ​ ‌‍‌‍‌​​ ‌​‌‍‌‍‌‍‌‌‌‍‌‌‌‍‌​​‍‌‌​ ​‍​ ​‍​‍‌‌​ ‌‌‌​‌​​‍ ‍‌‍ ​‌‍‍‌‌‍ ‍‌‍‍ ‌ ​ ​‍‌‌​ ‌‌‌​​‍‌‌ ‌‍‍ ‌‍‌‌‌ ‍‌​‍‌‌​ ​ ‌​‌​​‍‌‌​ ​ ‌​‌​​‍‌‌​ ​‍​ ​‍‌‍‌‌‌‍‌‌​ ​‌‌‍​ ‌‍​ ​ ​​‌‍‌​‌‍‌‌‌‍​‍‌‍​‌​ ‍​‌‍‌‌‌‍​‍‌‍​‍‌‍‌‍​ ‍​‌‍‌‍‌‍‌​​ ​‌‌‍‌‌​ ​​​ ​ ​ ​​​ ‌‌​ ‍‌​ ​ ​ ‍‌​ ‌ ‌‍​‌​ ‍‌‌‍‌​​ ​​​‍‌‌​ ​‍​ ​‍​‍‌‌​ ‌‌‌​‌​​‍ ‍‌‍ ‍‌‍​‌‌‍ ‌‌‍‌‌​‍‌‍‌ ​​‌‍‌‌‌ ​‍‌ ​ ‌ ​​‌‍‌‌‌‍​ ‌ ‌​‌‍‍‌‌ ‌‍‌‍‌‌​ ‌‌ ​​‌ ‌‌‌‍​‍‌‍ ​‌‍‍‌‌ ​ ‌‍‍​‌‍‌‌‌‍‌​​‍​‍‌ ‌
Careers at Chelsea Piers​​​​‌ ‍ ​‍​‍‌‍ ‌ ​‍‌‍‍‌‌‍‌ ‌‍‍‌‌‍ ‍​‍​‍​ ‍‍​‍​‍‌ ​ ‌‍​‌‌‍ ‍‌‍‍‌‌ ‌​‌ ‍‌​‍ ‍‌‍‍‌‌‍ ​‍​‍​‍ ​​‍​‍‌‍‍​‌ ​‍‌‍‌‌‌‍‌‍​‍​‍​ ‍‍​‍​‍‌‍‍​‌ ‌​‌ ‌​‌ ​​‌ ​ ​ ‍‍​‍ ​‍ ‌‍​ ‌‍‍​‌‍‌‌‌‍ ​‌ ​ ‌‍‌‌‌‍​‌‌ ​​‌‍‍‌‌‍‌‌‌ ​‍‌ ​ ​‍ ‍‌ ​ ‌‍​‌‌‍ ‍‌‍‍‌‌ ‌​‌ ‍‌​‍ ‍‌ ​ ‌ ‌​‌ ‌‌‌‍‌​‌‍‍‌‌‍ ​‍ ‌‍‍‌‌‍ ‍‌ ‌​‌‍‌‌‌‍ ‍‌ ‌​​‍ ‌‍‌‌‌‍‌​‌‍‍‌‌ ‌​​‍ ‌‍ ‌‌‍ ‌‍‌​‌‍‌‌​ ‌‌ ​​‌ ​‍‌‍‌‌‌ ​ ‌‍‌‌‌‍ ‍‌ ‌​‌‍​‌‌ ‌​‌‍‍‌‌‍ ‌‍ ‍​ ‍ ‌‍‍‌‌‍‌​​ ‌‌‍‌‍‌‍ ‌‍ ‌ ‌​‌‍‌‌‌ ​‍​ ‍ ‌ ‌​‌ ‍‌‌ ​​‌‍‌‌​ ‌‌‍‌‍‌‍ ‌‍ ‌ ‌​‌‍‌‌‌ ​‍​ ‍ ‌ ​​‌‍​‌‌ ‌​‌‍‍​​ ‌‌‍​ ‌‍ ‌‍ ​‌ ‌‌‌‍ ‌‌‍ ‍‌ ​ ​‍‌‌​ ‌‌‌​​‍‌‌ ‌‍‍ ‌‍‌‌‌ ‍‌​‍‌‌​ ​ ‌​‌​​‍‌‌​ ​ ‌​‌​​‍‌‌​ ​‍​ ​‍‌‍​ ​ ​ ​ ‌​​ ​​‌‍​ ​ ‌‍‌‍‌​​ ‌​‌‍‌‍‌‍‌‌‌‍‌‌‌‍‌​​‍‌‌​ ​‍​ ​‍​‍‌‌​ ‌‌‌​‌​​‍ ‍‌‍ ​‌‍‍‌‌‍ ‍‌‍‍ ‌ ​ ​‍‌‌​ ‌‌‌​​‍‌‌ ‌‍‍ ‌‍‌‌‌ ‍‌​‍‌‌​ ​ ‌​‌​​‍‌‌​ ​ ‌​‌​​‍‌‌​ ​‍​ ​‍​ ‌​​ ‍‌​ ​ ​ ‍​‌‍‌‌​ ​​​ ‍​​ ‌‍‌‍​‌​ ​ ‌‍​‍‌‍​ ​‍‌‌​ ​‍​ ​‍​‍‌‌​ ‌‌‌​‌​​‍ ‍‌‍ ‍‌‍​‌‌‍ ‌‌‍‌‌​ ‌‍​‍‌‍​‌‌ ​ ‌‍‌‌‌‌‌‌‌ ​‍‌‍ ​​ ‌‌‍‍​‌ ‌​‌ ‌​‌ ​​‌ ​ ​‍‌‌​ ​ ‌​​‌​‍‌‌​ ​‍‌​‌‍​‍‌‌​ ​‍‌​‌‍‌‍​ ‌‍‍​‌‍‌‌‌‍ ​‌ ​ ‌‍‌‌‌‍​‌‌ ​​‌‍‍‌‌‍‌‌‌ ​‍‌ ​ ​‍ ‍‌ ​ ‌‍​‌‌‍ ‍‌‍‍‌‌ ‌​‌ ‍‌​‍ ‍‌ ​ ‌ ‌​‌ ‌‌‌‍‌​‌‍‍‌‌‍ ​‍‌‍‌‍‍‌‌‍‌​​ ‌‌‍‌‍‌‍ ‌‍ ‌ ‌​‌‍‌‌‌ ​‍​‍‌‍‌ ‌​‌ ‍‌‌ ​​‌‍‌‌​ ‌‌‍‌‍‌‍ ‌‍ ‌ ‌​‌‍‌‌‌ ​‍​‍‌‍‌ ​​‌‍​‌‌ ‌​‌‍‍​​ ‌‌‍​ ‌‍ ‌‍ ​‌ ‌‌‌‍ ‌‌‍ ‍‌ ​ ​‍‌‌​ ‌‌‌​​‍‌‌ ‌‍‍ ‌‍‌‌‌ ‍‌​‍‌‌​ ​ ‌​‌​​‍‌‌​ ​ ‌​‌​​‍‌‌​ ​‍​ ​‍‌‍​ ​ ​ ​ ‌​​ ​​‌‍​ ​ ‌‍‌‍‌​​ ‌​‌‍‌‍‌‍‌‌‌‍‌‌‌‍‌​​‍‌‌​ ​‍​ ​‍​‍‌‌​ ‌‌‌​‌​​‍ ‍‌‍ ​‌‍‍‌‌‍ ‍‌‍‍ ‌ ​ ​‍‌‌​ ‌‌‌​​‍‌‌ ‌‍‍ ‌‍‌‌‌ ‍‌​‍‌‌​ ​ ‌​‌​​‍‌‌​ ​ ‌​‌​​‍‌‌​ ​‍​ ​‍​ ‌​​ ‍‌​ ​ ​ ‍​‌‍‌‌​ ​​​ ‍​​ ‌‍‌‍​‌​ ​ ‌‍​‍‌‍​ ​‍‌‌​ ​‍​ ​‍​‍‌‌​ ‌‌‌​‌​​‍ ‍‌‍ ‍‌‍​‌‌‍ ‌‌‍‌‌​‍‌‍‌ ​​‌‍‌‌‌ ​‍‌ ​ ‌ ​​‌‍‌‌‌‍​ ‌ ‌​‌‍‍‌‌ ‌‍‌‍‌‌​ ‌‌ ​​‌ ‌‌‌‍​‍‌‍ ​‌‍‍‌‌ ​ ‌‍‍​‌‍‌‌‌‍‌​​‍​‍‌ ‌
Chelsea Piers Foundation​​​​‌ ‍ ​‍​‍‌‍ ‌ ​‍‌‍‍‌‌‍‌ ‌‍‍‌‌‍ ‍​‍​‍​ ‍‍​‍​‍‌ ​ ‌‍​‌‌‍ ‍‌‍‍‌‌ ‌​‌ ‍‌​‍ ‍‌‍‍‌‌‍ ​‍​‍​‍ ​​‍​‍‌‍‍​‌ ​‍‌‍‌‌‌‍‌‍​‍​‍​ ‍‍​‍​‍‌‍‍​‌ ‌​‌ ‌​‌ ​​‌ ​ ​ ‍‍​‍ ​‍ ‌‍​ ‌‍‍​‌‍‌‌‌‍ ​‌ ​ ‌‍‌‌‌‍​‌‌ ​​‌‍‍‌‌‍‌‌‌ ​‍‌ ​ ​‍ ‍‌ ​ ‌‍​‌‌‍ ‍‌‍‍‌‌ ‌​‌ ‍‌​‍ ‍‌ ​ ‌ ‌​‌ ‌‌‌‍‌​‌‍‍‌‌‍ ​‍ ‌‍‍‌‌‍ ‍‌ ‌​‌‍‌‌‌‍ ‍‌ ‌​​‍ ‌‍‌‌‌‍‌​‌‍‍‌‌ ‌​​‍ ‌‍ ‌‌‍ ‌‍‌​‌‍‌‌​ ‌‌ ​​‌ ​‍‌‍‌‌‌ ​ ‌‍‌‌‌‍ ‍‌ ‌​‌‍​‌‌ ‌​‌‍‍‌‌‍ ‌‍ ‍​ ‍ ‌‍‍‌‌‍‌​​ ‌‌‍‌‍‌‍ ‌‍ ‌ ‌​‌‍‌‌‌ ​‍​ ‍ ‌ ‌​‌ ‍‌‌ ​​‌‍‌‌​ ‌‌‍‌‍‌‍ ‌‍ ‌ ‌​‌‍‌‌‌ ​‍​ ‍ ‌ ​​‌‍​‌‌ ‌​‌‍‍​​ ‌‌‍​ ‌‍ ‌‍ ​‌ ‌‌‌‍ ‌‌‍ ‍‌ ​ ​‍‌‌​ ‌‌‌​​‍‌‌ ‌‍‍ ‌‍‌‌‌ ‍‌​‍‌‌​ ​ ‌​‌​​‍‌‌​ ​ ‌​‌​​‍‌‌​ ​‍​ ​‍‌‍​ ​ ​ ​ ‌​​ ​​‌‍​ ​ ‌‍‌‍‌​​ ‌​‌‍‌‍‌‍‌‌‌‍‌‌‌‍‌​​‍‌‌​ ​‍​ ​‍​‍‌‌​ ‌‌‌​‌​​‍ ‍‌‍ ​‌‍‍‌‌‍ ‍‌‍‍ ‌ ​ ​‍‌‌​ ‌‌‌​​‍‌‌ ‌‍‍ ‌‍‌‌‌ ‍‌​‍‌‌​ ​ ‌​‌​​‍‌‌​ ​ ‌​‌​​‍‌‌​ ​‍​ ​‍​ ‌ ​ ‌ ​ ‌​​ ‌ ‌‍‌‍​ ‌ ‌‍‌​​ ‍‌​ ​ ​ ‌ ​ ‌ ‌‍‌‌​‍‌‌​ ​‍​ ​‍​‍‌‌​ ‌‌‌​‌​​‍ ‍‌‍ ‍‌‍​‌‌‍ ‌‌‍‌‌​ ‌‍​‍‌‍​‌‌ ​ ‌‍‌‌‌‌‌‌‌ ​‍‌‍ ​​ ‌‌‍‍​‌ ‌​‌ ‌​‌ ​​‌ ​ ​‍‌‌​ ​ ‌​​‌​‍‌‌​ ​‍‌​‌‍​‍‌‌​ ​‍‌​‌‍‌‍​ ‌‍‍​‌‍‌‌‌‍ ​‌ ​ ‌‍‌‌‌‍​‌‌ ​​‌‍‍‌‌‍‌‌‌ ​‍‌ ​ ​‍ ‍‌ ​ ‌‍​‌‌‍ ‍‌‍‍‌‌ ‌​‌ ‍‌​‍ ‍‌ ​ ‌ ‌​‌ ‌‌‌‍‌​‌‍‍‌‌‍ ​‍‌‍‌‍‍‌‌‍‌​​ ‌‌‍‌‍‌‍ ‌‍ ‌ ‌​‌‍‌‌‌ ​‍​‍‌‍‌ ‌​‌ ‍‌‌ ​​‌‍‌‌​ ‌‌‍‌‍‌‍ ‌‍ ‌ ‌​‌‍‌‌‌ ​‍​‍‌‍‌ ​​‌‍​‌‌ ‌​‌‍‍​​ ‌‌‍​ ‌‍ ‌‍ ​‌ ‌‌‌‍ ‌‌‍ ‍‌ ​ ​‍‌‌​ ‌‌‌​​‍‌‌ ‌‍‍ ‌‍‌‌‌ ‍‌​‍‌‌​ ​ ‌​‌​​‍‌‌​ ​ ‌​‌​​‍‌‌​ ​‍​ ​‍‌‍​ ​ ​ ​ ‌​​ ​​‌‍​ ​ ‌‍‌‍‌​​ ‌​‌‍‌‍‌‍‌‌‌‍‌‌‌‍‌​​‍‌‌​ ​‍​ ​‍​‍‌‌​ ‌‌‌​‌​​‍ ‍‌‍ ​‌‍‍‌‌‍ ‍‌‍‍ ‌ ​ ​‍‌‌​ ‌‌‌​​‍‌‌ ‌‍‍ ‌‍‌‌‌ ‍‌​‍‌‌​ ​ ‌​‌​​‍‌‌​ ​ ‌​‌​​‍‌‌​ ​‍​ ​‍​ ‌ ​ ‌ ​ ‌​​ ‌ ‌‍‌‍​ ‌ ‌‍‌​​ ‍‌​ ​ ​ ‌ ​ ‌ ‌‍‌‌​‍‌‌​ ​‍​ ​‍​‍‌‌​ ‌‌‌​‌​​‍ ‍‌‍ ‍‌‍​‌‌‍ ‌‌‍‌‌​‍‌‍‌ ​​‌‍‌‌‌ ​‍‌ ​ ‌ ​​‌‍‌‌‌‍​ ‌ ‌​‌‍‍‌‌ ‌‍‌‍‌‌​ ‌‌ ​​‌ ‌‌‌‍​‍‌‍ ​‌‍‍‌‌ ​ ‌‍‍​‌‍‌‌‌‍‌​​‍​‍‌ ‌
Gift Cards​​​​‌ ‍ ​‍​‍‌‍ ‌ ​‍‌‍‍‌‌‍‌ ‌‍‍‌‌‍ ‍​‍​‍​ ‍‍​‍​‍‌ ​ ‌‍​‌‌‍ ‍‌‍‍‌‌ ‌​‌ ‍‌​‍ ‍‌‍‍‌‌‍ ​‍​‍​‍ ​​‍​‍‌‍‍​‌ ​‍‌‍‌‌‌‍‌‍​‍​‍​ ‍‍​‍​‍‌‍‍​‌ ‌​‌ ‌​‌ ​​‌ ​ ​ ‍‍​‍ ​‍ ‌‍​ ‌‍‍​‌‍‌‌‌‍ ​‌ ​ ‌‍‌‌‌‍​‌‌ ​​‌‍‍‌‌‍‌‌‌ ​‍‌ ​ ​‍ ‍‌ ​ ‌‍​‌‌‍ ‍‌‍‍‌‌ ‌​‌ ‍‌​‍ ‍‌ ​ ‌ ‌​‌ ‌‌‌‍‌​‌‍‍‌‌‍ ​‍ ‌‍‍‌‌‍ ‍‌ ‌​‌‍‌‌‌‍ ‍‌ ‌​​‍ ‌‍‌‌‌‍‌​‌‍‍‌‌ ‌​​‍ ‌‍ ‌‌‍ ‌‍‌​‌‍‌‌​ ‌‌ ​​‌ ​‍‌‍‌‌‌ ​ ‌‍‌‌‌‍ ‍‌ ‌​‌‍​‌‌ ‌​‌‍‍‌‌‍ ‌‍ ‍​ ‍ ‌‍‍‌‌‍‌​​ ‌‌‍‌‍‌‍ ‌‍ ‌ ‌​‌‍‌‌‌ ​‍​ ‍ ‌ ‌​‌ ‍‌‌ ​​‌‍‌‌​ ‌‌‍‌‍‌‍ ‌‍ ‌ ‌​‌‍‌‌‌ ​‍​ ‍ ‌ ​​‌‍​‌‌ ‌​‌‍‍​​ ‌‌‍​ ‌‍ ‌‍ ​‌ ‌‌‌‍ ‌‌‍ ‍‌ ​ ​‍‌‌​ ‌‌‌​​‍‌‌ ‌‍‍ ‌‍‌‌‌ ‍‌​‍‌‌​ ​ ‌​‌​​‍‌‌​ ​ ‌​‌​​‍‌‌​ ​‍​ ​‍‌‍​ ​ ​ ​ ‌​​ ​​‌‍​ ​ ‌‍‌‍‌​​ ‌​‌‍‌‍‌‍‌‌‌‍‌‌‌‍‌​​‍‌‌​ ​‍​ ​‍​‍‌‌​ ‌‌‌​‌​​‍ ‍‌‍ ​‌‍‍‌‌‍ ‍‌‍‍ ‌ ​ ​‍‌‌​ ‌‌‌​​‍‌‌ ‌‍‍ ‌‍‌‌‌ ‍‌​‍‌‌​ ​ ‌​‌​​‍‌‌​ ​ ‌​‌​​‍‌‌​ ​‍​ ​‍‌‍‌​​ ‍​‌‍​ ‌‍​‌​ ‌​​ ‍‌​ ​‌‌‍‌‍​ ‍​​ ​ ​ ​ ​ ​​​‍‌‌​ ​‍​ ​‍​‍‌‌​ ‌‌‌​‌​​‍ ‍‌‍ ‍‌‍​‌‌‍ ‌‌‍‌‌​ ‌‍​‍‌‍​‌‌ ​ ‌‍‌‌‌‌‌‌‌ ​‍‌‍ ​​ ‌‌‍‍​‌ ‌​‌ ‌​‌ ​​‌ ​ ​‍‌‌​ ​ ‌​​‌​‍‌‌​ ​‍‌​‌‍​‍‌‌​ ​‍‌​‌‍‌‍​ ‌‍‍​‌‍‌‌‌‍ ​‌ ​ ‌‍‌‌‌‍​‌‌ ​​‌‍‍‌‌‍‌‌‌ ​‍‌ ​ ​‍ ‍‌ ​ ‌‍​‌‌‍ ‍‌‍‍‌‌ ‌​‌ ‍‌​‍ ‍‌ ​ ‌ ‌​‌ ‌‌‌‍‌​‌‍‍‌‌‍ ​‍‌‍‌‍‍‌‌‍‌​​ ‌‌‍‌‍‌‍ ‌‍ ‌ ‌​‌‍‌‌‌ ​‍​‍‌‍‌ ‌​‌ ‍‌‌ ​​‌‍‌‌​ ‌‌‍‌‍‌‍ ‌‍ ‌ ‌​‌‍‌‌‌ ​‍​‍‌‍‌ ​​‌‍​‌‌ ‌​‌‍‍​​ ‌‌‍​ ‌‍ ‌‍ ​‌ ‌‌‌‍ ‌‌‍ ‍‌ ​ ​‍‌‌​ ‌‌‌​​‍‌‌ ‌‍‍ ‌‍‌‌‌ ‍‌​‍‌‌​ ​ ‌​‌​​‍‌‌​ ​ ‌​‌​​‍‌‌​ ​‍​ ​‍‌‍​ ​ ​ ​ ‌​​ ​​‌‍​ ​ ‌‍‌‍‌​​ ‌​‌‍‌‍‌‍‌‌‌‍‌‌‌‍‌​​‍‌‌​ ​‍​ ​‍​‍‌‌​ ‌‌‌​‌​​‍ ‍‌‍ ​‌‍‍‌‌‍ ‍‌‍‍ ‌ ​ ​‍‌‌​ ‌‌‌​​‍‌‌ ‌‍‍ ‌‍‌‌‌ ‍‌​‍‌‌​ ​ ‌​‌​​‍‌‌​ ​ ‌​‌​​‍‌‌​ ​‍​ ​‍‌‍‌​​ ‍​‌‍​ ‌‍​‌​ ‌​​ ‍‌​ ​‌‌‍‌‍​ ‍​​ ​ ​ ​ ​ ​​​‍‌‌​ ​‍​ ​‍​‍‌‌​ ‌‌‌​‌​​‍ ‍‌‍ ‍‌‍​‌‌‍ ‌‌‍‌‌​‍‌‍‌ ​​‌‍‌‌‌ ​‍‌ ​ ‌ ​​‌‍‌‌‌‍​ ‌ ‌​‌‍‍‌‌ ‌‍‌‍‌‌​ ‌‌ ​​‌ ‌‌‌‍​‍‌‍ ​‌‍‍‌‌ ​ ‌‍‍​‌‍‌‌‌‍‌​​‍​‍‌ ‌
More​​​​‌ ‍ ​‍​‍‌‍ ‌ ​‍‌‍‍‌‌‍‌ ‌‍‍‌‌‍ ‍​‍​‍​ ‍‍​‍​‍‌ ​ ‌‍​‌‌‍ ‍‌‍‍‌‌ ‌​‌ ‍‌​‍ ‍‌‍‍‌‌‍ ​‍​‍​‍ ​​‍​‍‌‍‍​‌ ​‍‌‍‌‌‌‍‌‍​‍​‍​ ‍‍​‍​‍‌‍‍​‌ ‌​‌ ‌​‌ ​​‌ ​ ​ ‍‍​‍ ​‍ ‌‍​ ‌‍‍​‌‍‌‌‌‍ ​‌ ​ ‌‍‌‌‌‍​‌‌ ​​‌‍‍‌‌‍‌‌‌ ​‍‌ ​ ​‍ ‍‌ ​ ‌‍​‌‌‍ ‍‌‍‍‌‌ ‌​‌ ‍‌​‍ ‍‌ ​ ‌ ‌​‌ ‌‌‌‍‌​‌‍‍‌‌‍ ​‍ ‌‍‍‌‌‍ ‍‌ ‌​‌‍‌‌‌‍ ‍‌ ‌​​‍ ‌‍‌‌‌‍‌​‌‍‍‌‌ ‌​​‍ ‌‍ ‌‌‍ ‌‍‌​‌‍‌‌​ ‌‌ ​​‌ ​‍‌‍‌‌‌ ​ ‌‍‌‌‌‍ ‍‌ ‌​‌‍​‌‌ ‌​‌‍‍‌‌‍ ‌‍ ‍​ ‍ ‌‍‍‌‌‍‌​​ ‌‌‍‌‍‌‍ ‌‍ ‌ ‌​‌‍‌‌‌ ​‍​ ‍ ‌ ‌​‌ ‍‌‌ ​​‌‍‌‌​ ‌‌‍‌‍‌‍ ‌‍ ‌ ‌​‌‍‌‌‌ ​‍​ ‍ ‌ ​​‌‍​‌‌ ‌​‌‍‍​​ ‌‌‍​ ‌‍ ‌‍ ​‌ ‌‌‌‍ ‌‌‍ ‍‌ ​ ​‍‌‌​ ‌‌‌​​‍‌‌ ‌‍‍ ‌‍‌‌‌ ‍‌​‍‌‌​ ​ ‌​‌​​‍‌‌​ ​ ‌​‌​​‍‌‌​ ​‍​ ​‍​ ‌‌​ ​ ​ ‌‌​ ‍‌‌‍​ ​ ​‍‌‍‌​​ ‍​‌‍​‌​ ‍​​ ​ ​ ​ ​‍‌‌​ ​‍​ ​‍​‍‌‌​ ‌‌‌​‌​​‍ ‍‌ ‌​‌‍‍‌‌ ‌​‌‍ ​‌‍‌‌​ ‌‍​‍‌‍​‌‌ ​ ‌‍‌‌‌‌‌‌‌ ​‍‌‍ ​​ ‌‌‍‍​‌ ‌​‌ ‌​‌ ​​‌ ​ ​‍‌‌​ ​ ‌​​‌​‍‌‌​ ​‍‌​‌‍​‍‌‌​ ​‍‌​‌‍‌‍​ ‌‍‍​‌‍‌‌‌‍ ​‌ ​ ‌‍‌‌‌‍​‌‌ ​​‌‍‍‌‌‍‌‌‌ ​‍‌ ​ ​‍ ‍‌ ​ ‌‍​‌‌‍ ‍‌‍‍‌‌ ‌​‌ ‍‌​‍ ‍‌ ​ ‌ ‌​‌ ‌‌‌‍‌​‌‍‍‌‌‍ ​‍‌‍‌‍‍‌‌‍‌​​ ‌‌‍‌‍‌‍ ‌‍ ‌ ‌​‌‍‌‌‌ ​‍​‍‌‍‌ ‌​‌ ‍‌‌ ​​‌‍‌‌​ ‌‌‍‌‍‌‍ ‌‍ ‌ ‌​‌‍‌‌‌ ​‍​‍‌‍‌ ​​‌‍​‌‌ ‌​‌‍‍​​ ‌‌‍​ ‌‍ ‌‍ ​‌ ‌‌‌‍ ‌‌‍ ‍‌ ​ ​‍‌‌​ ‌‌‌​​‍‌‌ ‌‍‍ ‌‍‌‌‌ ‍‌​‍‌‌​ ​ ‌​‌​​‍‌‌​ ​ ‌​‌​​‍‌‌​ ​‍​ ​‍​ ‌‌​ ​ ​ ‌‌​ ‍‌‌‍​ ​ ​‍‌‍‌​​ ‍​‌‍​‌​ ‍​​ ​ ​ ​ ​‍‌‌​ ​‍​ ​‍​‍‌‌​ ‌‌‌​‌​​‍ ‍‌ ‌​‌‍‍‌‌ ‌​‌‍ ​‌‍‌‌​‍‌‍‌ ​​‌‍‌‌‌ ​‍‌ ​ ‌ ​​‌‍‌‌‌‍​ ‌ ‌​‌‍‍‌‌ ‌‍‌‍‌‌​ ‌‌ ​​‌ ‌‌‌‍​‍‌‍ ​‌‍‍‌‌ ​ ‌‍‍​‌‍‌‌‌‍‌​​‍​‍‌ ‌
Summer Camps​​​​‌ ‍ ​‍​‍‌‍ ‌ ​‍‌‍‍‌‌‍‌ ‌‍‍‌‌‍ ‍​‍​‍​ ‍‍​‍​‍‌ ​ ‌‍​‌‌‍ ‍‌‍‍‌‌ ‌​‌ ‍‌​‍ ‍‌‍‍‌‌‍ ​‍​‍​‍ ​​‍​‍‌‍‍​‌ ​‍‌‍‌‌‌‍‌‍​‍​‍​ ‍‍​‍​‍‌‍‍​‌ ‌​‌ ‌​‌ ​​‌ ​ ​ ‍‍​‍ ​‍ ‌‍​ ‌‍‍​‌‍‌‌‌‍ ​‌ ​ ‌‍‌‌‌‍​‌‌ ​​‌‍‍‌‌‍‌‌‌ ​‍‌ ​ ​‍ ‍‌ ​ ‌‍​‌‌‍ ‍‌‍‍‌‌ ‌​‌ ‍‌​‍ ‍‌ ​ ‌ ‌​‌ ‌‌‌‍‌​‌‍‍‌‌‍ ​‍ ‌‍‍‌‌‍ ‍‌ ‌​‌‍‌‌‌‍ ‍‌ ‌​​‍ ‌‍‌‌‌‍‌​‌‍‍‌‌ ‌​​‍ ‌‍ ‌‌‍ ‌‍‌​‌‍‌‌​ ‌‌ ​​‌ ​‍‌‍‌‌‌ ​ ‌‍‌‌‌‍ ‍‌ ‌​‌‍​‌‌ ‌​‌‍‍‌‌‍ ‌‍ ‍​ ‍ ‌‍‍‌‌‍‌​​ ‌‌‍‌‍‌‍ ‌‍ ‌ ‌​‌‍‌‌‌ ​‍​ ‍ ‌ ‌​‌ ‍‌‌ ​​‌‍‌‌​ ‌‌‍‌‍‌‍ ‌‍ ‌ ‌​‌‍‌‌‌ ​‍​ ‍ ‌ ​​‌‍​‌‌ ‌​‌‍‍​​ ‌‌‍​ ‌‍ ‌‍ ​‌ ‌‌‌‍ ‌‌‍ ‍‌ ​ ​‍‌‌​ ‌‌‌​​‍‌‌ ‌‍‍ ‌‍‌‌‌ ‍‌​‍‌‌​ ​ ‌​‌​​‍‌‌​ ​ ‌​‌​​‍‌‌​ ​‍​ ​‍​ ‌‌​ ​ ​ ‌‌​ ‍‌‌‍​ ​ ​‍‌‍‌​​ ‍​‌‍​‌​ ‍​​ ​ ​ ​ ​‍‌‌​ ​‍​ ​‍​‍‌‌​ ‌‌‌​‌​​‍ ‍‌‍ ​‌‍‍‌‌‍ ‍‌‍‍ ‌ ​ ​‍‌‌​ ‌‌‌​​‍‌‌ ‌‍‍ ‌‍‌‌‌ ‍‌​‍‌‌​ ​ ‌​‌​​‍‌‌​ ​ ‌​‌​​‍‌‌​ ​‍​ ​‍‌‍​ ​ ‌​‌‍​ ‌‍​‌‌‍​ ​ ​​‌‍​‌​ ‌​​ ‌ ​ ‍‌​ ‌‍‌‍‌​​‍‌‌​ ​‍​ ​‍​‍‌‌​ ‌‌‌​‌​​‍ ‍‌‍ ‍‌‍​‌‌‍ ‌‌‍‌‌​ ‌‍​‍‌‍​‌‌ ​ ‌‍‌‌‌‌‌‌‌ ​‍‌‍ ​​ ‌‌‍‍​‌ ‌​‌ ‌​‌ ​​‌ ​ ​‍‌‌​ ​ ‌​​‌​‍‌‌​ ​‍‌​‌‍​‍‌‌​ ​‍‌​‌‍‌‍​ ‌‍‍​‌‍‌‌‌‍ ​‌ ​ ‌‍‌‌‌‍​‌‌ ​​‌‍‍‌‌‍‌‌‌ ​‍‌ ​ ​‍ ‍‌ ​ ‌‍​‌‌‍ ‍‌‍‍‌‌ ‌​‌ ‍‌​‍ ‍‌ ​ ‌ ‌​‌ ‌‌‌‍‌​‌‍‍‌‌‍ ​‍‌‍‌‍‍‌‌‍‌​​ ‌‌‍‌‍‌‍ ‌‍ ‌ ‌​‌‍‌‌‌ ​‍​‍‌‍‌ ‌​‌ ‍‌‌ ​​‌‍‌‌​ ‌‌‍‌‍‌‍ ‌‍ ‌ ‌​‌‍‌‌‌ ​‍​‍‌‍‌ ​​‌‍​‌‌ ‌​‌‍‍​​ ‌‌‍​ ‌‍ ‌‍ ​‌ ‌‌‌‍ ‌‌‍ ‍‌ ​ ​‍‌‌​ ‌‌‌​​‍‌‌ ‌‍‍ ‌‍‌‌‌ ‍‌​‍‌‌​ ​ ‌​‌​​‍‌‌​ ​ ‌​‌​​‍‌‌​ ​‍​ ​‍​ ‌‌​ ​ ​ ‌‌​ ‍‌‌‍​ ​ ​‍‌‍‌​​ ‍​‌‍​‌​ ‍​​ ​ ​ ​ ​‍‌‌​ ​‍​ ​‍​‍‌‌​ ‌‌‌​‌​​‍ ‍‌‍ ​‌‍‍‌‌‍ ‍‌‍‍ ‌ ​ ​‍‌‌​ ‌‌‌​​‍‌‌ ‌‍‍ ‌‍‌‌‌ ‍‌​‍‌‌​ ​ ‌​‌​​‍‌‌​ ​ ‌​‌​​‍‌‌​ ​‍​ ​‍‌‍​ ​ ‌​‌‍​ ‌‍​‌‌‍​ ​ ​​‌‍​‌​ ‌​​ ‌ ​ ‍‌​ ‌‍‌‍‌​​‍‌‌​ ​‍​ ​‍​‍‌‌​ ‌‌‌​‌​​‍ ‍‌‍ ‍‌‍​‌‌‍ ‌‌‍‌‌​‍‌‍‌ ​​‌‍‌‌‌ ​‍‌ ​ ‌ ​​‌‍‌‌‌‍​ ‌ ‌​‌‍‍‌‌ ‌‍‌‍‌‌​ ‌‌ ​​‌ ‌‌‌‍​‍‌‍ ​‌‍‍‌‌ ​ ‌‍‍​‌‍‌‌‌‍‌​​‍​‍‌ ‌
Daycare + Preschool​​​​‌ ‍ ​‍​‍‌‍ ‌ ​‍‌‍‍‌‌‍‌ ‌‍‍‌‌‍ ‍​‍​‍​ ‍‍​‍​‍‌ ​ ‌‍​‌‌‍ ‍‌‍‍‌‌ ‌​‌ ‍‌​‍ ‍‌‍‍‌‌‍ ​‍​‍​‍ ​​‍​‍‌‍‍​‌ ​‍‌‍‌‌‌‍‌‍​‍​‍​ ‍‍​‍​‍‌‍‍​‌ ‌​‌ ‌​‌ ​​‌ ​ ​ ‍‍​‍ ​‍ ‌‍​ ‌‍‍​‌‍‌‌‌‍ ​‌ ​ ‌‍‌‌‌‍​‌‌ ​​‌‍‍‌‌‍‌‌‌ ​‍‌ ​ ​‍ ‍‌ ​ ‌‍​‌‌‍ ‍‌‍‍‌‌ ‌​‌ ‍‌​‍ ‍‌ ​ ‌ ‌​‌ ‌‌‌‍‌​‌‍‍‌‌‍ ​‍ ‌‍‍‌‌‍ ‍‌ ‌​‌‍‌‌‌‍ ‍‌ ‌​​‍ ‌‍‌‌‌‍‌​‌‍‍‌‌ ‌​​‍ ‌‍ ‌‌‍ ‌‍‌​‌‍‌‌​ ‌‌ ​​‌ ​‍‌‍‌‌‌ ​ ‌‍‌‌‌‍ ‍‌ ‌​‌‍​‌‌ ‌​‌‍‍‌‌‍ ‌‍ ‍​ ‍ ‌‍‍‌‌‍‌​​ ‌‌‍‌‍‌‍ ‌‍ ‌ ‌​‌‍‌‌‌ ​‍​ ‍ ‌ ‌​‌ ‍‌‌ ​​‌‍‌‌​ ‌‌‍‌‍‌‍ ‌‍ ‌ ‌​‌‍‌‌‌ ​‍​ ‍ ‌ ​​‌‍​‌‌ ‌​‌‍‍​​ ‌‌‍​ ‌‍ ‌‍ ​‌ ‌‌‌‍ ‌‌‍ ‍‌ ​ ​‍‌‌​ ‌‌‌​​‍‌‌ ‌‍‍ ‌‍‌‌‌ ‍‌​‍‌‌​ ​ ‌​‌​​‍‌‌​ ​ ‌​‌​​‍‌‌​ ​‍​ ​‍​ ‌‌​ ​ ​ ‌‌​ ‍‌‌‍​ ​ ​‍‌‍‌​​ ‍​‌‍​‌​ ‍​​ ​ ​ ​ ​‍‌‌​ ​‍​ ​‍​‍‌‌​ ‌‌‌​‌​​‍ ‍‌‍ ​‌‍‍‌‌‍ ‍‌‍‍ ‌ ​ ​‍‌‌​ ‌‌‌​​‍‌‌ ‌‍‍ ‌‍‌‌‌ ‍‌​‍‌‌​ ​ ‌​‌​​‍‌‌​ ​ ‌​‌​​‍‌‌​ ​‍​ ​‍​ ​ ​ ​‌​ ‍​​ ​ ​ ​ ​ ​‍​ ​ ‌‍​‌​ ‌‍​ ‌‍​ ‌‍‌‍​‌​‍‌‌​ ​‍​ ​‍​‍‌‌​ ‌‌‌​‌​​‍ ‍‌‍ ‍‌‍​‌‌‍ ‌‌‍‌‌​ ‌‍​‍‌‍​‌‌ ​ ‌‍‌‌‌‌‌‌‌ ​‍‌‍ ​​ ‌‌‍‍​‌ ‌​‌ ‌​‌ ​​‌ ​ ​‍‌‌​ ​ ‌​​‌​‍‌‌​ ​‍‌​‌‍​‍‌‌​ ​‍‌​‌‍‌‍​ ‌‍‍​‌‍‌‌‌‍ ​‌ ​ ‌‍‌‌‌‍​‌‌ ​​‌‍‍‌‌‍‌‌‌ ​‍‌ ​ ​‍ ‍‌ ​ ‌‍​‌‌‍ ‍‌‍‍‌‌ ‌​‌ ‍‌​‍ ‍‌ ​ ‌ ‌​‌ ‌‌‌‍‌​‌‍‍‌‌‍ ​‍‌‍‌‍‍‌‌‍‌​​ ‌‌‍‌‍‌‍ ‌‍ ‌ ‌​‌‍‌‌‌ ​‍​‍‌‍‌ ‌​‌ ‍‌‌ ​​‌‍‌‌​ ‌‌‍‌‍‌‍ ‌‍ ‌ ‌​‌‍‌‌‌ ​‍​‍‌‍‌ ​​‌‍​‌‌ ‌​‌‍‍​​ ‌‌‍​ ‌‍ ‌‍ ​‌ ‌‌‌‍ ‌‌‍ ‍‌ ​ ​‍‌‌​ ‌‌‌​​‍‌‌ ‌‍‍ ‌‍‌‌‌ ‍‌​‍‌‌​ ​ ‌​‌​​‍‌‌​ ​ ‌​‌​​‍‌‌​ ​‍​ ​‍​ ‌‌​ ​ ​ ‌‌​ ‍‌‌‍​ ​ ​‍‌‍‌​​ ‍​‌‍​‌​ ‍​​ ​ ​ ​ ​‍‌‌​ ​‍​ ​‍​‍‌‌​ ‌‌‌​‌​​‍ ‍‌‍ ​‌‍‍‌‌‍ ‍‌‍‍ ‌ ​ ​‍‌‌​ ‌‌‌​​‍‌‌ ‌‍‍ ‌‍‌‌‌ ‍‌​‍‌‌​ ​ ‌​‌​​‍‌‌​ ​ ‌​‌​​‍‌‌​ ​‍​ ​‍​ ​ ​ ​‌​ ‍​​ ​ ​ ​ ​ ​‍​ ​ ‌‍​‌​ ‌‍​ ‌‍​ ‌‍‌‍​‌​‍‌‌​ ​‍​ ​‍​‍‌‌​ ‌‌‌​‌​​‍ ‍‌‍ ‍‌‍​‌‌‍ ‌‌‍‌‌​‍‌‍‌ ​​‌‍‌‌‌ ​‍‌ ​ ‌ ​​‌‍‌‌‌‍​ ‌ ‌​‌‍‍‌‌ ‌‍‌‍‌‌​ ‌‌ ​​‌ ‌‌‌‍​‍‌‍ ​‌‍‍‌‌ ​ ‌‍‍​‌‍‌‌‌‍‌​​‍​‍‌ ‌
Parking​​​​‌ ‍ ​‍​‍‌‍ ‌ ​‍‌‍‍‌‌‍‌ ‌‍‍‌‌‍ ‍​‍​‍​ ‍‍​‍​‍‌ ​ ‌‍​‌‌‍ ‍‌‍‍‌‌ ‌​‌ ‍‌​‍ ‍‌‍‍‌‌‍ ​‍​‍​‍ ​​‍​‍‌‍‍​‌ ​‍‌‍‌‌‌‍‌‍​‍​‍​ ‍‍​‍​‍‌‍‍​‌ ‌​‌ ‌​‌ ​​‌ ​ ​ ‍‍​‍ ​‍ ‌‍​ ‌‍‍​‌‍‌‌‌‍ ​‌ ​ ‌‍‌‌‌‍​‌‌ ​​‌‍‍‌‌‍‌‌‌ ​‍‌ ​ ​‍ ‍‌ ​ ‌‍​‌‌‍ ‍‌‍‍‌‌ ‌​‌ ‍‌​‍ ‍‌ ​ ‌ ‌​‌ ‌‌‌‍‌​‌‍‍‌‌‍ ​‍ ‌‍‍‌‌‍ ‍‌ ‌​‌‍‌‌‌‍ ‍‌ ‌​​‍ ‌‍‌‌‌‍‌​‌‍‍‌‌ ‌​​‍ ‌‍ ‌‌‍ ‌‍‌​‌‍‌‌​ ‌‌ ​​‌ ​‍‌‍‌‌‌ ​ ‌‍‌‌‌‍ ‍‌ ‌​‌‍​‌‌ ‌​‌‍‍‌‌‍ ‌‍ ‍​ ‍ ‌‍‍‌‌‍‌​​ ‌‌‍‌‍‌‍ ‌‍ ‌ ‌​‌‍‌‌‌ ​‍​ ‍ ‌ ‌​‌ ‍‌‌ ​​‌‍‌‌​ ‌‌‍‌‍‌‍ ‌‍ ‌ ‌​‌‍‌‌‌ ​‍​ ‍ ‌ ​​‌‍​‌‌ ‌​‌‍‍​​ ‌‌‍​ ‌‍ ‌‍ ​‌ ‌‌‌‍ ‌‌‍ ‍‌ ​ ​‍‌‌​ ‌‌‌​​‍‌‌ ‌‍‍ ‌‍‌‌‌ ‍‌​‍‌‌​ ​ ‌​‌​​‍‌‌​ ​ ‌​‌​​‍‌‌​ ​‍​ ​‍​ ‌‌​ ​ ​ ‌‌​ ‍‌‌‍​ ​ ​‍‌‍‌​​ ‍​‌‍​‌​ ‍​​ ​ ​ ​ ​‍‌‌​ ​‍​ ​‍​‍‌‌​ ‌‌‌​‌​​‍ ‍‌‍ ​‌‍‍‌‌‍ ‍‌‍‍ ‌ ​ ​‍‌‌​ ‌‌‌​​‍‌‌ ‌‍‍ ‌‍‌‌‌ ‍‌​‍‌‌​ ​ ‌​‌​​‍‌‌​ ​ ‌​‌​​‍‌‌​ ​‍​ ​‍‌‍​‍​ ​​‌‍‌‍​ ‌‍‌‍‌‍​ ​‌‌‍‌‌‌‍‌‍​ ‌ ​ ​‌‌‍‌‍‌‍‌​​‍‌‌​ ​‍​ ​‍​‍‌‌​ ‌‌‌​‌​​‍ ‍‌‍ ‍‌‍​‌‌‍ ‌‌‍‌‌​ ‌‍​‍‌‍​‌‌ ​ ‌‍‌‌‌‌‌‌‌ ​‍‌‍ ​​ ‌‌‍‍​‌ ‌​‌ ‌​‌ ​​‌ ​ ​‍‌‌​ ​ ‌​​‌​‍‌‌​ ​‍‌​‌‍​‍‌‌​ ​‍‌​‌‍‌‍​ ‌‍‍​‌‍‌‌‌‍ ​‌ ​ ‌‍‌‌‌‍​‌‌ ​​‌‍‍‌‌‍‌‌‌ ​‍‌ ​ ​‍ ‍‌ ​ ‌‍​‌‌‍ ‍‌‍‍‌‌ ‌​‌ ‍‌​‍ ‍‌ ​ ‌ ‌​‌ ‌‌‌‍‌​‌‍‍‌‌‍ ​‍‌‍‌‍‍‌‌‍‌​​ ‌‌‍‌‍‌‍ ‌‍ ‌ ‌​‌‍‌‌‌ ​‍​‍‌‍‌ ‌​‌ ‍‌‌ ​​‌‍‌‌​ ‌‌‍‌‍‌‍ ‌‍ ‌ ‌​‌‍‌‌‌ ​‍​‍‌‍‌ ​​‌‍​‌‌ ‌​‌‍‍​​ ‌‌‍​ ‌‍ ‌‍ ​‌ ‌‌‌‍ ‌‌‍ ‍‌ ​ ​‍‌‌​ ‌‌‌​​‍‌‌ ‌‍‍ ‌‍‌‌‌ ‍‌​‍‌‌​ ​ ‌​‌​​‍‌‌​ ​ ‌​‌​​‍‌‌​ ​‍​ ​‍​ ‌‌​ ​ ​ ‌‌​ ‍‌‌‍​ ​ ​‍‌‍‌​​ ‍​‌‍​‌​ ‍​​ ​ ​ ​ ​‍‌‌​ ​‍​ ​‍​‍‌‌​ ‌‌‌​‌​​‍ ‍‌‍ ​‌‍‍‌‌‍ ‍‌‍‍ ‌ ​ ​‍‌‌​ ‌‌‌​​‍‌‌ ‌‍‍ ‌‍‌‌‌ ‍‌​‍‌‌​ ​ ‌​‌​​‍‌‌​ ​ ‌​‌​​‍‌‌​ ​‍​ ​‍‌‍​‍​ ​​‌‍‌‍​ ‌‍‌‍‌‍​ ​‌‌‍‌‌‌‍‌‍​ ‌ ​ ​‌‌‍‌‍‌‍‌​​‍‌‌​ ​‍​ ​‍​‍‌‌​ ‌‌‌​‌​​‍ ‍‌‍ ‍‌‍​‌‌‍ ‌‌‍‌‌​‍‌‍‌ ​​‌‍‌‌‌ ​‍‌ ​ ‌ ​​‌‍‌‌‌‍​ ‌ ‌​‌‍‍‌‌ ‌‍‌‍‌‌​ ‌‌ ​​‌ ‌‌‌‍​‍‌‍ ​‌‍‍‌‌ ​ ‌‍‍​‌‍‌‌‌‍‌​​‍​‍‌ ‌
Dining​​​​‌ ‍ ​‍​‍‌‍ ‌ ​‍‌‍‍‌‌‍‌ ‌‍‍‌‌‍ ‍​‍​‍​ ‍‍​‍​‍‌ ​ ‌‍​‌‌‍ ‍‌‍‍‌‌ ‌​‌ ‍‌​‍ ‍‌‍‍‌‌‍ ​‍​‍​‍ ​​‍​‍‌‍‍​‌ ​‍‌‍‌‌‌‍‌‍​‍​‍​ ‍‍​‍​‍‌‍‍​‌ ‌​‌ ‌​‌ ​​‌ ​ ​ ‍‍​‍ ​‍ ‌‍​ ‌‍‍​‌‍‌‌‌‍ ​‌ ​ ‌‍‌‌‌‍​‌‌ ​​‌‍‍‌‌‍‌‌‌ ​‍‌ ​ ​‍ ‍‌ ​ ‌‍​‌‌‍ ‍‌‍‍‌‌ ‌​‌ ‍‌​‍ ‍‌ ​ ‌ ‌​‌ ‌‌‌‍‌​‌‍‍‌‌‍ ​‍ ‌‍‍‌‌‍ ‍‌ ‌​‌‍‌‌‌‍ ‍‌ ‌​​‍ ‌‍‌‌‌‍‌​‌‍‍‌‌ ‌​​‍ ‌‍ ‌‌‍ ‌‍‌​‌‍‌‌​ ‌‌ ​​‌ ​‍‌‍‌‌‌ ​ ‌‍‌‌‌‍ ‍‌ ‌​‌‍​‌‌ ‌​‌‍‍‌‌‍ ‌‍ ‍​ ‍ ‌‍‍‌‌‍‌​​ ‌‌‍‌‍‌‍ ‌‍ ‌ ‌​‌‍‌‌‌ ​‍​ ‍ ‌ ‌​‌ ‍‌‌ ​​‌‍‌‌​ ‌‌‍‌‍‌‍ ‌‍ ‌ ‌​‌‍‌‌‌ ​‍​ ‍ ‌ ​​‌‍​‌‌ ‌​‌‍‍​​ ‌‌‍​ ‌‍ ‌‍ ​‌ ‌‌‌‍ ‌‌‍ ‍‌ ​ ​‍‌‌​ ‌‌‌​​‍‌‌ ‌‍‍ ‌‍‌‌‌ ‍‌​‍‌‌​ ​ ‌​‌​​‍‌‌​ ​ ‌​‌​​‍‌‌​ ​‍​ ​‍​ ‌‌​ ​ ​ ‌‌​ ‍‌‌‍​ ​ ​‍‌‍‌​​ ‍​‌‍​‌​ ‍​​ ​ ​ ​ ​‍‌‌​ ​‍​ ​‍​‍‌‌​ ‌‌‌​‌​​‍ ‍‌‍ ​‌‍‍‌‌‍ ‍‌‍‍ ‌ ​ ​‍‌‌​ ‌‌‌​​‍‌‌ ‌‍‍ ‌‍‌‌‌ ‍‌​‍‌‌​ ​ ‌​‌​​‍‌‌​ ​ ‌​‌​​‍‌‌​ ​‍​ ​‍​ ‍​‌‍‌‍‌‍‌​​ ‌‍​ ‍‌‌‍​‍‌‍‌‌​ ‌ ‌‍‌‍​ ‌​​ ‌​​ ​‍​‍‌‌​ ​‍​ ​‍​‍‌‌​ ‌‌‌​‌​​‍ ‍‌‍ ‍‌‍​‌‌‍ ‌‌‍‌‌​ ‌‍​‍‌‍​‌‌ ​ ‌‍‌‌‌‌‌‌‌ ​‍‌‍ ​​ ‌‌‍‍​‌ ‌​‌ ‌​‌ ​​‌ ​ ​‍‌‌​ ​ ‌​​‌​‍‌‌​ ​‍‌​‌‍​‍‌‌​ ​‍‌​‌‍‌‍​ ‌‍‍​‌‍‌‌‌‍ ​‌ ​ ‌‍‌‌‌‍​‌‌ ​​‌‍‍‌‌‍‌‌‌ ​‍‌ ​ ​‍ ‍‌ ​ ‌‍​‌‌‍ ‍‌‍‍‌‌ ‌​‌ ‍‌​‍ ‍‌ ​ ‌ ‌​‌ ‌‌‌‍‌​‌‍‍‌‌‍ ​‍‌‍‌‍‍‌‌‍‌​​ ‌‌‍‌‍‌‍ ‌‍ ‌ ‌​‌‍‌‌‌ ​‍​‍‌‍‌ ‌​‌ ‍‌‌ ​​‌‍‌‌​ ‌‌‍‌‍‌‍ ‌‍ ‌ ‌​‌‍‌‌‌ ​‍​‍‌‍‌ ​​‌‍​‌‌ ‌​‌‍‍​​ ‌‌‍​ ‌‍ ‌‍ ​‌ ‌‌‌‍ ‌‌‍ ‍‌ ​ ​‍‌‌​ ‌‌‌​​‍‌‌ ‌‍‍ ‌‍‌‌‌ ‍‌​‍‌‌​ ​ ‌​‌​​‍‌‌​ ​ ‌​‌​​‍‌‌​ ​‍​ ​‍​ ‌‌​ ​ ​ ‌‌​ ‍‌‌‍​ ​ ​‍‌‍‌​​ ‍​‌‍​‌​ ‍​​ ​ ​ ​ ​‍‌‌​ ​‍​ ​‍​‍‌‌​ ‌‌‌​‌​​‍ ‍‌‍ ​‌‍‍‌‌‍ ‍‌‍‍ ‌ ​ ​‍‌‌​ ‌‌‌​​‍‌‌ ‌‍‍ ‌‍‌‌‌ ‍‌​‍‌‌​ ​ ‌​‌​​‍‌‌​ ​ ‌​‌​​‍‌‌​ ​‍​ ​‍​ ‍​‌‍‌‍‌‍‌​​ ‌‍​ ‍‌‌‍​‍‌‍‌‌​ ‌ ‌‍‌‍​ ‌​​ ‌​​ ​‍​‍‌‌​ ​‍​ ​‍​‍‌‌​ ‌‌‌​‌​​‍ ‍‌‍ ‍‌‍​‌‌‍ ‌‌‍‌‌​‍‌‍‌ ​​‌‍‌‌‌ ​‍‌ ​ ‌ ​​‌‍‌‌‌‍​ ‌ ‌​‌‍‍‌‌ ‌‍‌‍‌‌​ ‌‌ ​​‌ ‌‌‌‍​‍‌‍ ​‌‍‍‌‌ ​ ‌‍‍​‌‍‌‌‌‍‌​​‍​‍‌ ‌
Attractions & Services​​​​‌ ‍ ​‍​‍‌‍ ‌ ​‍‌‍‍‌‌‍‌ ‌‍‍‌‌‍ ‍​‍​‍​ ‍‍​‍​‍‌ ​ ‌‍​‌‌‍ ‍‌‍‍‌‌ ‌​‌ ‍‌​‍ ‍‌‍‍‌‌‍ ​‍​‍​‍ ​​‍​‍‌‍‍​‌ ​‍‌‍‌‌‌‍‌‍​‍​‍​ ‍‍​‍​‍‌‍‍​‌ ‌​‌ ‌​‌ ​​‌ ​ ​ ‍‍​‍ ​‍ ‌‍​ ‌‍‍​‌‍‌‌‌‍ ​‌ ​ ‌‍‌‌‌‍​‌‌ ​​‌‍‍‌‌‍‌‌‌ ​‍‌ ​ ​‍ ‍‌ ​ ‌‍​‌‌‍ ‍‌‍‍‌‌ ‌​‌ ‍‌​‍ ‍‌ ​ ‌ ‌​‌ ‌‌‌‍‌​‌‍‍‌‌‍ ​‍ ‌‍‍‌‌‍ ‍‌ ‌​‌‍‌‌‌‍ ‍‌ ‌​​‍ ‌‍‌‌‌‍‌​‌‍‍‌‌ ‌​​‍ ‌‍ ‌‌‍ ‌‍‌​‌‍‌‌​ ‌‌ ​​‌ ​‍‌‍‌‌‌ ​ ‌‍‌‌‌‍ ‍‌ ‌​‌‍​‌‌ ‌​‌‍‍‌‌‍ ‌‍ ‍​ ‍ ‌‍‍‌‌‍‌​​ ‌‌‍‌‍‌‍ ‌‍ ‌ ‌​‌‍‌‌‌ ​‍​ ‍ ‌ ‌​‌ ‍‌‌ ​​‌‍‌‌​ ‌‌‍‌‍‌‍ ‌‍ ‌ ‌​‌‍‌‌‌ ​‍​ ‍ ‌ ​​‌‍​‌‌ ‌​‌‍‍​​ ‌‌‍​ ‌‍ ‌‍ ​‌ ‌‌‌‍ ‌‌‍ ‍‌ ​ ​‍‌‌​ ‌‌‌​​‍‌‌ ‌‍‍ ‌‍‌‌‌ ‍‌​‍‌‌​ ​ ‌​‌​​‍‌‌​ ​ ‌​‌​​‍‌‌​ ​‍​ ​‍​ ‌‌​ ​ ​ ‌‌​ ‍‌‌‍​ ​ ​‍‌‍‌​​ ‍​‌‍​‌​ ‍​​ ​ ​ ​ ​‍‌‌​ ​‍​ ​‍​‍‌‌​ ‌‌‌​‌​​‍ ‍‌‍ ​‌‍‍‌‌‍ ‍‌‍‍ ‌ ​ ​‍‌‌​ ‌‌‌​​‍‌‌ ‌‍‍ ‌‍‌‌‌ ‍‌​‍‌‌​ ​ ‌​‌​​‍‌‌​ ​ ‌​‌​​‍‌‌​ ​‍​ ​‍​ ​​​ ​ ​ ‍‌​ ‍‌​ ​‍​ ‌​‌‍​‍​ ‌ ​ ​‍​ ‌ ‌‍​‍‌‍‌​​‍‌‌​ ​‍​ ​‍​‍‌‌​ ‌‌‌​‌​​‍ ‍‌‍ ‍‌‍​‌‌‍ ‌‌‍‌‌​ ‌‍​‍‌‍​‌‌ ​ ‌‍‌‌‌‌‌‌‌ ​‍‌‍ ​​ ‌‌‍‍​‌ ‌​‌ ‌​‌ ​​‌ ​ ​‍‌‌​ ​ ‌​​‌​‍‌‌​ ​‍‌​‌‍​‍‌‌​ ​‍‌​‌‍‌‍​ ‌‍‍​‌‍‌‌‌‍ ​‌ ​ ‌‍‌‌‌‍​‌‌ ​​‌‍‍‌‌‍‌‌‌ ​‍‌ ​ ​‍ ‍‌ ​ ‌‍​‌‌‍ ‍‌‍‍‌‌ ‌​‌ ‍‌​‍ ‍‌ ​ ‌ ‌​‌ ‌‌‌‍‌​‌‍‍‌‌‍ ​‍‌‍‌‍‍‌‌‍‌​​ ‌‌‍‌‍‌‍ ‌‍ ‌ ‌​‌‍‌‌‌ ​‍​‍‌‍‌ ‌​‌ ‍‌‌ ​​‌‍‌‌​ ‌‌‍‌‍‌‍ ‌‍ ‌ ‌​‌‍‌‌‌ ​‍​‍‌‍‌ ​​‌‍​‌‌ ‌​‌‍‍​​ ‌‌‍​ ‌‍ ‌‍ ​‌ ‌‌‌‍ ‌‌‍ ‍‌ ​ ​‍‌‌​ ‌‌‌​​‍‌‌ ‌‍‍ ‌‍‌‌‌ ‍‌​‍‌‌​ ​ ‌​‌​​‍‌‌​ ​ ‌​‌​​‍‌‌​ ​‍​ ​‍​ ‌‌​ ​ ​ ‌‌​ ‍‌‌‍​ ​ ​‍‌‍‌​​ ‍​‌‍​‌​ ‍​​ ​ ​ ​ ​‍‌‌​ ​‍​ ​‍​‍‌‌​ ‌‌‌​‌​​‍ ‍‌‍ ​‌‍‍‌‌‍ ‍‌‍‍ ‌ ​ ​‍‌‌​ ‌‌‌​​‍‌‌ ‌‍‍ ‌‍‌‌‌ ‍‌​‍‌‌​ ​ ‌​‌​​‍‌‌​ ​ ‌​‌​​‍‌‌​ ​‍​ ​‍​ ​​​ ​ ​ ‍‌​ ‍‌​ ​‍​ ‌​‌‍​‍​ ‌ ​ ​‍​ ‌ ‌‍​‍‌‍‌​​‍‌‌​ ​‍​ ​‍​‍‌‌​ ‌‌‌​‌​​‍ ‍‌‍ ‍‌‍​‌‌‍ ‌‌‍‌‌​‍‌‍‌ ​​‌‍‌‌‌ ​‍‌ ​ ‌ ​​‌‍‌‌‌‍​ ‌ ‌​‌‍‍‌‌ ‌‍‌‍‌‌​ ‌‌ ​​‌ ‌‌‌‍​‍‌‍ ​‌‍‍‌‌ ​ ‌‍‍​‌‍‌‌‌‍‌​​‍​‍‌ ‌
Stay in Touch​​​​‌ ‍ ​‍​‍‌‍ ‌ ​‍‌‍‍‌‌‍‌ ‌‍‍‌‌‍ ‍​‍​‍​ ‍‍​‍​‍‌ ​ ‌‍​‌‌‍ ‍‌‍‍‌‌ ‌​‌ ‍‌​‍ ‍‌‍‍‌‌‍ ​‍​‍​‍ ​​‍​‍‌‍‍​‌ ​‍‌‍‌‌‌‍‌‍​‍​‍​ ‍‍​‍​‍‌‍‍​‌ ‌​‌ ‌​‌ ​​‌ ​ ​ ‍‍​‍ ​‍ ‌‍​ ‌‍‍​‌‍‌‌‌‍ ​‌ ​ ‌‍‌‌‌‍​‌‌ ​​‌‍‍‌‌‍‌‌‌ ​‍‌ ​ ​‍ ‍‌ ​ ‌‍​‌‌‍ ‍‌‍‍‌‌ ‌​‌ ‍‌​‍ ‍‌ ​ ‌ ‌​‌ ‌‌‌‍‌​‌‍‍‌‌‍ ​‍ ‌‍‍‌‌‍ ‍‌ ‌​‌‍‌‌‌‍ ‍‌ ‌​​‍ ‌‍‌‌‌‍‌​‌‍‍‌‌ ‌​​‍ ‌‍ ‌‌‍ ‌‍‌​‌‍‌‌​ ‌‌ ​​‌ ​‍‌‍‌‌‌ ​ ‌‍‌‌‌‍ ‍‌ ‌​‌‍​‌‌ ‌​‌‍‍‌‌‍ ‌‍ ‍​ ‍ ‌‍‍‌‌‍‌​​ ‌‌‍‌‍‌‍ ‌‍ ‌ ‌​‌‍‌‌‌ ​‍​ ‍ ‌ ‌​‌ ‍‌‌ ​​‌‍‌‌​ ‌‌‍‌‍‌‍ ‌‍ ‌ ‌​‌‍‌‌‌ ​‍​ ‍ ‌ ​​‌‍​‌‌ ‌​‌‍‍​​ ‌‌‍​ ‌‍ ‌‍ ​‌ ‌‌‌‍ ‌‌‍ ‍‌ ​ ​‍‌‌​ ‌‌‌​​‍‌‌ ‌‍‍ ‌‍‌‌‌ ‍‌​‍‌‌​ ​ ‌​‌​​‍‌‌​ ​ ‌​‌​​‍‌‌​ ​‍​ ​‍​ ‍​‌‍​‍‌‍‌​​ ​‌‌‍​‍‌‍‌‌‌‍‌‌‌‍‌​‌‍​‌​ ​‍‌‍‌‌‌‍​‌​‍‌‌​ ​‍​ ​‍​‍‌‌​ ‌‌‌​‌​​‍ ‍‌ ‌​‌‍‍‌‌ ‌​‌‍ ​‌‍‌‌​ ‌‍​‍‌‍​‌‌ ​ ‌‍‌‌‌‌‌‌‌ ​‍‌‍ ​​ ‌‌‍‍​‌ ‌​‌ ‌​‌ ​​‌ ​ ​‍‌‌​ ​ ‌​​‌​‍‌‌​ ​‍‌​‌‍​‍‌‌​ ​‍‌​‌‍‌‍​ ‌‍‍​‌‍‌‌‌‍ ​‌ ​ ‌‍‌‌‌‍​‌‌ ​​‌‍‍‌‌‍‌‌‌ ​‍‌ ​ ​‍ ‍‌ ​ ‌‍​‌‌‍ ‍‌‍‍‌‌ ‌​‌ ‍‌​‍ ‍‌ ​ ‌ ‌​‌ ‌‌‌‍‌​‌‍‍‌‌‍ ​‍‌‍‌‍‍‌‌‍‌​​ ‌‌‍‌‍‌‍ ‌‍ ‌ ‌​‌‍‌‌‌ ​‍​‍‌‍‌ ‌​‌ ‍‌‌ ​​‌‍‌‌​ ‌‌‍‌‍‌‍ ‌‍ ‌ ‌​‌‍‌‌‌ ​‍​‍‌‍‌ ​​‌‍​‌‌ ‌​‌‍‍​​ ‌‌‍​ ‌‍ ‌‍ ​‌ ‌‌‌‍ ‌‌‍ ‍‌ ​ ​‍‌‌​ ‌‌‌​​‍‌‌ ‌‍‍ ‌‍‌‌‌ ‍‌​‍‌‌​ ​ ‌​‌​​‍‌‌​ ​ ‌​‌​​‍‌‌​ ​‍​ ​‍​ ‍​‌‍​‍‌‍‌​​ ​‌‌‍​‍‌‍‌‌‌‍‌‌‌‍‌​‌‍​‌​ ​‍‌‍‌‌‌‍​‌​‍‌‌​ ​‍​ ​‍​‍‌‌​ ‌‌‌​‌​​‍ ‍‌ ‌​‌‍‍‌‌ ‌​‌‍ ​‌‍‌‌​‍‌‍‌ ​​‌‍‌‌‌ ​‍‌ ​ ‌ ​​‌‍‌‌‌‍​ ‌ ‌​‌‍‍‌‌ ‌‍‌‍‌‌​ ‌‌ ​​‌ ‌‌‌‍​‍‌‍ ​‌‍‍‌‌ ​ ‌‍‍​‌‍‌‌‌‍‌​​‍​‍‌ ‌
News + Press​​​​‌ ‍ ​‍​‍‌‍ ‌ ​‍‌‍‍‌‌‍‌ ‌‍‍‌‌‍ ‍​‍​‍​ ‍‍​‍​‍‌ ​ ‌‍​‌‌‍ ‍‌‍‍‌‌ ‌​‌ ‍‌​‍ ‍‌‍‍‌‌‍ ​‍​‍​‍ ​​‍​‍‌‍‍​‌ ​‍‌‍‌‌‌‍‌‍​‍​‍​ ‍‍​‍​‍‌‍‍​‌ ‌​‌ ‌​‌ ​​‌ ​ ​ ‍‍​‍ ​‍ ‌‍​ ‌‍‍​‌‍‌‌‌‍ ​‌ ​ ‌‍‌‌‌‍​‌‌ ​​‌‍‍‌‌‍‌‌‌ ​‍‌ ​ ​‍ ‍‌ ​ ‌‍​‌‌‍ ‍‌‍‍‌‌ ‌​‌ ‍‌​‍ ‍‌ ​ ‌ ‌​‌ ‌‌‌‍‌​‌‍‍‌‌‍ ​‍ ‌‍‍‌‌‍ ‍‌ ‌​‌‍‌‌‌‍ ‍‌ ‌​​‍ ‌‍‌‌‌‍‌​‌‍‍‌‌ ‌​​‍ ‌‍ ‌‌‍ ‌‍‌​‌‍‌‌​ ‌‌ ​​‌ ​‍‌‍‌‌‌ ​ ‌‍‌‌‌‍ ‍‌ ‌​‌‍​‌‌ ‌​‌‍‍‌‌‍ ‌‍ ‍​ ‍ ‌‍‍‌‌‍‌​​ ‌‌‍‌‍‌‍ ‌‍ ‌ ‌​‌‍‌‌‌ ​‍​ ‍ ‌ ‌​‌ ‍‌‌ ​​‌‍‌‌​ ‌‌‍‌‍‌‍ ‌‍ ‌ ‌​‌‍‌‌‌ ​‍​ ‍ ‌ ​​‌‍​‌‌ ‌​‌‍‍​​ ‌‌‍​ ‌‍ ‌‍ ​‌ ‌‌‌‍ ‌‌‍ ‍‌ ​ ​‍‌‌​ ‌‌‌​​‍‌‌ ‌‍‍ ‌‍‌‌‌ ‍‌​‍‌‌​ ​ ‌​‌​​‍‌‌​ ​ ‌​‌​​‍‌‌​ ​‍​ ​‍​ ‍​‌‍​‍‌‍‌​​ ​‌‌‍​‍‌‍‌‌‌‍‌‌‌‍‌​‌‍​‌​ ​‍‌‍‌‌‌‍​‌​‍‌‌​ ​‍​ ​‍​‍‌‌​ ‌‌‌​‌​​‍ ‍‌‍ ​‌‍‍‌‌‍ ‍‌‍‍ ‌ ​ ​‍‌‌​ ‌‌‌​​‍‌‌ ‌‍‍ ‌‍‌‌‌ ‍‌​‍‌‌​ ​ ‌​‌​​‍‌‌​ ​ ‌​‌​​‍‌‌​ ​‍​ ​‍‌‍‌‍​ ‌‌​ ​‍​ ‍‌‌‍​‌‌‍‌​​ ‍​‌‍​‍​ ‍‌​ ​‍​ ‌​​ ​ ​‍‌‌​ ​‍​ ​‍​‍‌‌​ ‌‌‌​‌​​‍ ‍‌‍ ‍‌‍​‌‌‍ ‌‌‍‌‌​ ‌‍​‍‌‍​‌‌ ​ ‌‍‌‌‌‌‌‌‌ ​‍‌‍ ​​ ‌‌‍‍​‌ ‌​‌ ‌​‌ ​​‌ ​ ​‍‌‌​ ​ ‌​​‌​‍‌‌​ ​‍‌​‌‍​‍‌‌​ ​‍‌​‌‍‌‍​ ‌‍‍​‌‍‌‌‌‍ ​‌ ​ ‌‍‌‌‌‍​‌‌ ​​‌‍‍‌‌‍‌‌‌ ​‍‌ ​ ​‍ ‍‌ ​ ‌‍​‌‌‍ ‍‌‍‍‌‌ ‌​‌ ‍‌​‍ ‍‌ ​ ‌ ‌​‌ ‌‌‌‍‌​‌‍‍‌‌‍ ​‍‌‍‌‍‍‌‌‍‌​​ ‌‌‍‌‍‌‍ ‌‍ ‌ ‌​‌‍‌‌‌ ​‍​‍‌‍‌ ‌​‌ ‍‌‌ ​​‌‍‌‌​ ‌‌‍‌‍‌‍ ‌‍ ‌ ‌​‌‍‌‌‌ ​‍​‍‌‍‌ ​​‌‍​‌‌ ‌​‌‍‍​​ ‌‌‍​ ‌‍ ‌‍ ​‌ ‌‌‌‍ ‌‌‍ ‍‌ ​ ​‍‌‌​ ‌‌‌​​‍‌‌ ‌‍‍ ‌‍‌‌‌ ‍‌​‍‌‌​ ​ ‌​‌​​‍‌‌​ ​ ‌​‌​​‍‌‌​ ​‍​ ​‍​ ‍​‌‍​‍‌‍‌​​ ​‌‌‍​‍‌‍‌‌‌‍‌‌‌‍‌​‌‍​‌​ ​‍‌‍‌‌‌‍​‌​‍‌‌​ ​‍​ ​‍​‍‌‌​ ‌‌‌​‌​​‍ ‍‌‍ ​‌‍‍‌‌‍ ‍‌‍‍ ‌ ​ ​‍‌‌​ ‌‌‌​​‍‌‌ ‌‍‍ ‌‍‌‌‌ ‍‌​‍‌‌​ ​ ‌​‌​​‍‌‌​ ​ ‌​‌​​‍‌‌​ ​‍​ ​‍‌‍‌‍​ ‌‌​ ​‍​ ‍‌‌‍​‌‌‍‌​​ ‍​‌‍​‍​ ‍‌​ ​‍​ ‌​​ ​ ​‍‌‌​ ​‍​ ​‍​‍‌‌​ ‌‌‌​‌​​‍ ‍‌‍ ‍‌‍​‌‌‍ ‌‌‍‌‌​‍‌‍‌ ​​‌‍‌‌‌ ​‍‌ ​ ‌ ​​‌‍‌‌‌‍​ ‌ ‌​‌‍‍‌‌ ‌‍‌‍‌‌​ ‌‌ ​​‌ ‌‌‌‍​‍‌‍ ​‌‍‍‌‌ ​ ‌‍‍​‌‍‌‌‌‍‌​​‍​‍‌ ‌
@chelseapiersnyc​​​​‌ ‍ ​‍​‍‌‍ ‌ ​‍‌‍‍‌‌‍‌ ‌‍‍‌‌‍ ‍​‍​‍​ ‍‍​‍​‍‌ ​ ‌‍​‌‌‍ ‍‌‍‍‌‌ ‌​‌ ‍‌​‍ ‍‌‍‍‌‌‍ ​‍​‍​‍ ​​‍​‍‌‍‍​‌ ​‍‌‍‌‌‌‍‌‍​‍​‍​ ‍‍​‍​‍‌‍‍​‌ ‌​‌ ‌​‌ ​​‌ ​ ​ ‍‍​‍ ​‍ ‌‍​ ‌‍‍​‌‍‌‌‌‍ ​‌ ​ ‌‍‌‌‌‍​‌‌ ​​‌‍‍‌‌‍‌‌‌ ​‍‌ ​ ​‍ ‍‌ ​ ‌‍​‌‌‍ ‍‌‍‍‌‌ ‌​‌ ‍‌​‍ ‍‌ ​ ‌ ‌​‌ ‌‌‌‍‌​‌‍‍‌‌‍ ​‍ ‌‍‍‌‌‍ ‍‌ ‌​‌‍‌‌‌‍ ‍‌ ‌​​‍ ‌‍‌‌‌‍‌​‌‍‍‌‌ ‌​​‍ ‌‍ ‌‌‍ ‌‍‌​‌‍‌‌​ ‌‌ ​​‌ ​‍‌‍‌‌‌ ​ ‌‍‌‌‌‍ ‍‌ ‌​‌‍​‌‌ ‌​‌‍‍‌‌‍ ‌‍ ‍​ ‍ ‌‍‍‌‌‍‌​​ ‌‌‍‌‍‌‍ ‌‍ ‌ ‌​‌‍‌‌‌ ​‍​ ‍ ‌ ‌​‌ ‍‌‌ ​​‌‍‌‌​ ‌‌‍‌‍‌‍ ‌‍ ‌ ‌​‌‍‌‌‌ ​‍​ ‍ ‌ ​​‌‍​‌‌ ‌​‌‍‍​​ ‌‌‍​ ‌‍ ‌‍ ​‌ ‌‌‌‍ ‌‌‍ ‍‌ ​ ​‍‌‌​ ‌‌‌​​‍‌‌ ‌‍‍ ‌‍‌‌‌ ‍‌​‍‌‌​ ​ ‌​‌​​‍‌‌​ ​ ‌​‌​​‍‌‌​ ​‍​ ​‍​ ‍​‌‍​‍‌‍‌​​ ​‌‌‍​‍‌‍‌‌‌‍‌‌‌‍‌​‌‍​‌​ ​‍‌‍‌‌‌‍​‌​‍‌‌​ ​‍​ ​‍​‍‌‌​ ‌‌‌​‌​​‍ ‍‌‍ ​‌‍‍‌‌‍ ‍‌‍‍ ‌ ​ ​‍‌‌​ ‌‌‌​​‍‌‌ ‌‍‍ ‌‍‌‌‌ ‍‌​‍‌‌​ ​ ‌​‌​​‍‌‌​ ​ ‌​‌​​‍‌‌​ ​‍​ ​‍​ ‌​​ ​ ​ ​​‌‍‌‌‌‍​ ‌‍​‌​ ​​​ ‌​‌‍‌‌‌‍‌‍​ ‌​​ ‍‌​‍‌‌​ ​‍​ ​‍​‍‌‌​ ‌‌‌​‌​​‍ ‍‌‍ ‍‌‍​‌‌‍ ‌‌‍‌‌​ ‌‍​‍‌‍​‌‌ ​ ‌‍‌‌‌‌‌‌‌ ​‍‌‍ ​​ ‌‌‍‍​‌ ‌​‌ ‌​‌ ​​‌ ​ ​‍‌‌​ ​ ‌​​‌​‍‌‌​ ​‍‌​‌‍​‍‌‌​ ​‍‌​‌‍‌‍​ ‌‍‍​‌‍‌‌‌‍ ​‌ ​ ‌‍‌‌‌‍​‌‌ ​​‌‍‍‌‌‍‌‌‌ ​‍‌ ​ ​‍ ‍‌ ​ ‌‍​‌‌‍ ‍‌‍‍‌‌ ‌​‌ ‍‌​‍ ‍‌ ​ ‌ ‌​‌ ‌‌‌‍‌​‌‍‍‌‌‍ ​‍‌‍‌‍‍‌‌‍‌​​ ‌‌‍‌‍‌‍ ‌‍ ‌ ‌​‌‍‌‌‌ ​‍​‍‌‍‌ ‌​‌ ‍‌‌ ​​‌‍‌‌​ ‌‌‍‌‍‌‍ ‌‍ ‌ ‌​‌‍‌‌‌ ​‍​‍‌‍‌ ​​‌‍​‌‌ ‌​‌‍‍​​ ‌‌‍​ ‌‍ ‌‍ ​‌ ‌‌‌‍ ‌‌‍ ‍‌ ​ ​‍‌‌​ ‌‌‌​​‍‌‌ ‌‍‍ ‌‍‌‌‌ ‍‌​‍‌‌​ ​ ‌​‌​​‍‌‌​ ​ ‌​‌​​‍‌‌​ ​‍​ ​‍​ ‍​‌‍​‍‌‍‌​​ ​‌‌‍​‍‌‍‌‌‌‍‌‌‌‍‌​‌‍​‌​ ​‍‌‍‌‌‌‍​‌​‍‌‌​ ​‍​ ​‍​‍‌‌​ ‌‌‌​‌​​‍ ‍‌‍ ​‌‍‍‌‌‍ ‍‌‍‍ ‌ ​ ​‍‌‌​ ‌‌‌​​‍‌‌ ‌‍‍ ‌‍‌‌‌ ‍‌​‍‌‌​ ​ ‌​‌​​‍‌‌​ ​ ‌​‌​​‍‌‌​ ​‍​ ​‍​ ‌​​ ​ ​ ​​‌‍‌‌‌‍​ ‌‍​‌​ ​​​ ‌​‌‍‌‌‌‍‌‍​ ‌​​ ‍‌​‍‌‌​ ​‍​ ​‍​‍‌‌​ ‌‌‌​‌​​‍ ‍‌‍ ‍‌‍​‌‌‍ ‌‌‍‌‌​‍‌‍‌ ​​‌‍‌‌‌ ​‍‌ ​ ‌ ​​‌‍‌‌‌‍​ ‌ ‌​‌‍‍‌‌ ‌‍‌‍‌‌​ ‌‌ ​​‌ ‌‌‌‍​‍‌‍ ​‌‍‍‌‌ ​ ‌‍‍​‌‍‌‌‌‍‌​​‍​‍‌ ‌
@chelseapiersbrooklyn​​​​‌ ‍ ​‍​‍‌‍ ‌ ​‍‌‍‍‌‌‍‌ ‌‍‍‌‌‍ ‍​‍​‍​ ‍‍​‍​‍‌ ​ ‌‍​‌‌‍ ‍‌‍‍‌‌ ‌​‌ ‍‌​‍ ‍‌‍‍‌‌‍ ​‍​‍​‍ ​​‍​‍‌‍‍​‌ ​‍‌‍‌‌‌‍‌‍​‍​‍​ ‍‍​‍​‍‌‍‍​‌ ‌​‌ ‌​‌ ​​‌ ​ ​ ‍‍​‍ ​‍ ‌‍​ ‌‍‍​‌‍‌‌‌‍ ​‌ ​ ‌‍‌‌‌‍​‌‌ ​​‌‍‍‌‌‍‌‌‌ ​‍‌ ​ ​‍ ‍‌ ​ ‌‍​‌‌‍ ‍‌‍‍‌‌ ‌​‌ ‍‌​‍ ‍‌ ​ ‌ ‌​‌ ‌‌‌‍‌​‌‍‍‌‌‍ ​‍ ‌‍‍‌‌‍ ‍‌ ‌​‌‍‌‌‌‍ ‍‌ ‌​​‍ ‌‍‌‌‌‍‌​‌‍‍‌‌ ‌​​‍ ‌‍ ‌‌‍ ‌‍‌​‌‍‌‌​ ‌‌ ​​‌ ​‍‌‍‌‌‌ ​ ‌‍‌‌‌‍ ‍‌ ‌​‌‍​‌‌ ‌​‌‍‍‌‌‍ ‌‍ ‍​ ‍ ‌‍‍‌‌‍‌​​ ‌‌‍‌‍‌‍ ‌‍ ‌ ‌​‌‍‌‌‌ ​‍​ ‍ ‌ ‌​‌ ‍‌‌ ​​‌‍‌‌​ ‌‌‍‌‍‌‍ ‌‍ ‌ ‌​‌‍‌‌‌ ​‍​ ‍ ‌ ​​‌‍​‌‌ ‌​‌‍‍​​ ‌‌‍​ ‌‍ ‌‍ ​‌ ‌‌‌‍ ‌‌‍ ‍‌ ​ ​‍‌‌​ ‌‌‌​​‍‌‌ ‌‍‍ ‌‍‌‌‌ ‍‌​‍‌‌​ ​ ‌​‌​​‍‌‌​ ​ ‌​‌​​‍‌‌​ ​‍​ ​‍​ ‍​‌‍​‍‌‍‌​​ ​‌‌‍​‍‌‍‌‌‌‍‌‌‌‍‌​‌‍​‌​ ​‍‌‍‌‌‌‍​‌​‍‌‌​ ​‍​ ​‍​‍‌‌​ ‌‌‌​‌​​‍ ‍‌‍ ​‌‍‍‌‌‍ ‍‌‍‍ ‌ ​ ​‍‌‌​ ‌‌‌​​‍‌‌ ‌‍‍ ‌‍‌‌‌ ‍‌​‍‌‌​ ​ ‌​‌​​‍‌‌​ ​ ‌​‌​​‍‌‌​ ​‍​ ​‍​ ​ ​ ‌ ​ ‍​​ ​‌‌‍‌​​ ​‍‌‍‌​‌‍​‍‌‍‌‌​ ‌ ​ ​‍​ ​​​ ‌‍​ ‍‌​ ‌‌​ ​ ​ ​‍​ ‌​‌‍‌‍‌‍‌‍‌‍​‌​ ‌‌​ ‌‌‌‍​‍‌‍​ ‌‍‌‌​ ‌‌‌‍‌‌‌‍​ ‌‍​‌​ ‍​​ ​‍​‍‌‌​ ​‍​ ​‍​‍‌‌​ ‌‌‌​‌​​‍ ‍‌‍ ‍‌‍​‌‌‍ ‌‌‍‌‌​ ‌‍​‍‌‍​‌‌ ​ ‌‍‌‌‌‌‌‌‌ ​‍‌‍ ​​ ‌‌‍‍​‌ ‌​‌ ‌​‌ ​​‌ ​ ​‍‌‌​ ​ ‌​​‌​‍‌‌​ ​‍‌​‌‍​‍‌‌​ ​‍‌​‌‍‌‍​ ‌‍‍​‌‍‌‌‌‍ ​‌ ​ ‌‍‌‌‌‍​‌‌ ​​‌‍‍‌‌‍‌‌‌ ​‍‌ ​ ​‍ ‍‌ ​ ‌‍​‌‌‍ ‍‌‍‍‌‌ ‌​‌ ‍‌​‍ ‍‌ ​ ‌ ‌​‌ ‌‌‌‍‌​‌‍‍‌‌‍ ​‍‌‍‌‍‍‌‌‍‌​​ ‌‌‍‌‍‌‍ ‌‍ ‌ ‌​‌‍‌‌‌ ​‍​‍‌‍‌ ‌​‌ ‍‌‌ ​​‌‍‌‌​ ‌‌‍‌‍‌‍ ‌‍ ‌ ‌​‌‍‌‌‌ ​‍​‍‌‍‌ ​​‌‍​‌‌ ‌​‌‍‍​​ ‌‌‍​ ‌‍ ‌‍ ​‌ ‌‌‌‍ ‌‌‍ ‍‌ ​ ​‍‌‌​ ‌‌‌​​‍‌‌ ‌‍‍ ‌‍‌‌‌ ‍‌​‍‌‌​ ​ ‌​‌​​‍‌‌​ ​ ‌​‌​​‍‌‌​ ​‍​ ​‍​ ‍​‌‍​‍‌‍‌​​ ​‌‌‍​‍‌‍‌‌‌‍‌‌‌‍‌​‌‍​‌​ ​‍‌‍‌‌‌‍​‌​‍‌‌​ ​‍​ ​‍​‍‌‌​ ‌‌‌​‌​​‍ ‍‌‍ ​‌‍‍‌‌‍ ‍‌‍‍ ‌ ​ ​‍‌‌​ ‌‌‌​​‍‌‌ ‌‍‍ ‌‍‌‌‌ ‍‌​‍‌‌​ ​ ‌​‌​​‍‌‌​ ​ ‌​‌​​‍‌‌​ ​‍​ ​‍​ ​ ​ ‌ ​ ‍​​ ​‌‌‍‌​​ ​‍‌‍‌​‌‍​‍‌‍‌‌​ ‌ ​ ​‍​ ​​​ ‌‍​ ‍‌​ ‌‌​ ​ ​ ​‍​ ‌​‌‍‌‍‌‍‌‍‌‍​‌​ ‌‌​ ‌‌‌‍​‍‌‍​ ‌‍‌‌​ ‌‌‌‍‌‌‌‍​ ‌‍​‌​ ‍​​ ​‍​‍‌‌​ ​‍​ ​‍​‍‌‌​ ‌‌‌​‌​​‍ ‍‌‍ ‍‌‍​‌‌‍ ‌‌‍‌‌​‍‌‍‌ ​​‌‍‌‌‌ ​‍‌ ​ ‌ ​​‌‍‌‌‌‍​ ‌ ‌​‌‍‍‌‌ ‌‍‌‍‌‌​ ‌‌ ​​‌ ‌‌‌‍​‍‌‍ ​‌‍‍‌‌ ​ ‌‍‍​‌‍‌‌‌‍‌​​‍​‍‌ ‌
@chelseapiersct​​​​‌ ‍ ​‍​‍‌‍ ‌ ​‍‌‍‍‌‌‍‌ ‌‍‍‌‌‍ ‍​‍​‍​ ‍‍​‍​‍‌ ​ ‌‍​‌‌‍ ‍‌‍‍‌‌ ‌​‌ ‍‌​‍ ‍‌‍‍‌‌‍ ​‍​‍​‍ ​​‍​‍‌‍‍​‌ ​‍‌‍‌‌‌‍‌‍​‍​‍​ ‍‍​‍​‍‌‍‍​‌ ‌​‌ ‌​‌ ​​‌ ​ ​ ‍‍​‍ ​‍ ‌‍​ ‌‍‍​‌‍‌‌‌‍ ​‌ ​ ‌‍‌‌‌‍​‌‌ ​​‌‍‍‌‌‍‌‌‌ ​‍‌ ​ ​‍ ‍‌ ​ ‌‍​‌‌‍ ‍‌‍‍‌‌ ‌​‌ ‍‌​‍ ‍‌ ​ ‌ ‌​‌ ‌‌‌‍‌​‌‍‍‌‌‍ ​‍ ‌‍‍‌‌‍ ‍‌ ‌​‌‍‌‌‌‍ ‍‌ ‌​​‍ ‌‍‌‌‌‍‌​‌‍‍‌‌ ‌​​‍ ‌‍ ‌‌‍ ‌‍‌​‌‍‌‌​ ‌‌ ​​‌ ​‍‌‍‌‌‌ ​ ‌‍‌‌‌‍ ‍‌ ‌​‌‍​‌‌ ‌​‌‍‍‌‌‍ ‌‍ ‍​ ‍ ‌‍‍‌‌‍‌​​ ‌‌‍‌‍‌‍ ‌‍ ‌ ‌​‌‍‌‌‌ ​‍​ ‍ ‌ ‌​‌ ‍‌‌ ​​‌‍‌‌​ ‌‌‍‌‍‌‍ ‌‍ ‌ ‌​‌‍‌‌‌ ​‍​ ‍ ‌ ​​‌‍​‌‌ ‌​‌‍‍​​ ‌‌‍​ ‌‍ ‌‍ ​‌ ‌‌‌‍ ‌‌‍ ‍‌ ​ ​‍‌‌​ ‌‌‌​​‍‌‌ ‌‍‍ ‌‍‌‌‌ ‍‌​‍‌‌​ ​ ‌​‌​​‍‌‌​ ​ ‌​‌​​‍‌‌​ ​‍​ ​‍​ ‍​‌‍​‍‌‍‌​​ ​‌‌‍​‍‌‍‌‌‌‍‌‌‌‍‌​‌‍​‌​ ​‍‌‍‌‌‌‍​‌​‍‌‌​ ​‍​ ​‍​‍‌‌​ ‌‌‌​‌​​‍ ‍‌‍ ​‌‍‍‌‌‍ ‍‌‍‍ ‌ ​ ​‍‌‌​ ‌‌‌​​‍‌‌ ‌‍‍ ‌‍‌‌‌ ‍‌​‍‌‌​ ​ ‌​‌​​‍‌‌​ ​ ‌​‌​​‍‌‌​ ​‍​ ​‍‌‍​‌‌‍‌​​ ‌ ‌‍‌‌‌‍​ ​ ‌‌​ ‌‍​ ‌​​ ​​​ ‌ ‌‍​‍‌‍​‌‌‍‌​​ ‌‍‌‍‌‍​ ‍​​ ‍‌‌‍‌‍‌‍​‍​ ‌‍‌‍​‍​ ​​​ ‌​​ ​ ‌‍‌​‌‍​‍​ ​‌​ ‌‍​ ​ ​ ‌ ​ ​‌​ ‌‍​‍‌‌​ ​‍​ ​‍​‍‌‌​ ‌‌‌​‌​​‍ ‍‌‍ ‍‌‍​‌‌‍ ‌‌‍‌‌​ ‌‍​‍‌‍​‌‌ ​ ‌‍‌‌‌‌‌‌‌ ​‍‌‍ ​​ ‌‌‍‍​‌ ‌​‌ ‌​‌ ​​‌ ​ ​‍‌‌​ ​ ‌​​‌​‍‌‌​ ​‍‌​‌‍​‍‌‌​ ​‍‌​‌‍‌‍​ ‌‍‍​‌‍‌‌‌‍ ​‌ ​ ‌‍‌‌‌‍​‌‌ ​​‌‍‍‌‌‍‌‌‌ ​‍‌ ​ ​‍ ‍‌ ​ ‌‍​‌‌‍ ‍‌‍‍‌‌ ‌​‌ ‍‌​‍ ‍‌ ​ ‌ ‌​‌ ‌‌‌‍‌​‌‍‍‌‌‍ ​‍‌‍‌‍‍‌‌‍‌​​ ‌‌‍‌‍‌‍ ‌‍ ‌ ‌​‌‍‌‌‌ ​‍​‍‌‍‌ ‌​‌ ‍‌‌ ​​‌‍‌‌​ ‌‌‍‌‍‌‍ ‌‍ ‌ ‌​‌‍‌‌‌ ​‍​‍‌‍‌ ​​‌‍​‌‌ ‌​‌‍‍​​ ‌‌‍​ ‌‍ ‌‍ ​‌ ‌‌‌‍ ‌‌‍ ‍‌ ​ ​‍‌‌​ ‌‌‌​​‍‌‌ ‌‍‍ ‌‍‌‌‌ ‍‌​‍‌‌​ ​ ‌​‌​​‍‌‌​ ​ ‌​‌​​‍‌‌​ ​‍​ ​‍​ ‍​‌‍​‍‌‍‌​​ ​‌‌‍​‍‌‍‌‌‌‍‌‌‌‍‌​‌‍​‌​ ​‍‌‍‌‌‌‍​‌​‍‌‌​ ​‍​ ​‍​‍‌‌​ ‌‌‌​‌​​‍ ‍‌‍ ​‌‍‍‌‌‍ ‍‌‍‍ ‌ ​ ​‍‌‌​ ‌‌‌​​‍‌‌ ‌‍‍ ‌‍‌‌‌ ‍‌​‍‌‌​ ​ ‌​‌​​‍‌‌​ ​ ‌​‌​​‍‌‌​ ​‍​ ​‍‌‍​‌‌‍‌​​ ‌ ‌‍‌‌‌‍​ ​ ‌‌​ ‌‍​ ‌​​ ​​​ ‌ ‌‍​‍‌‍​‌‌‍‌​​ ‌‍‌‍‌‍​ ‍​​ ‍‌‌‍‌‍‌‍​‍​ ‌‍‌‍​‍​ ​​​ ‌​​ ​ ‌‍‌​‌‍​‍​ ​‌​ ‌‍​ ​ ​ ‌ ​ ​‌​ ‌‍​‍‌‌​ ​‍​ ​‍​‍‌‌​ ‌‌‌​‌​​‍ ‍‌‍ ‍‌‍​‌‌‍ ‌‌‍‌‌​‍‌‍‌ ​​‌‍‌‌‌ ​‍‌ ​ ‌ ​​‌‍‌‌‌‍​ ‌ ‌​‌‍‍‌‌ ‌‍‌‍‌‌​ ‌‌ ​​‌ ‌‌‌‍​‍‌‍ ​‌‍‍‌‌ ​ ‌‍‍​‌‍‌‌‌‍‌​​‍​‍‌ ‌